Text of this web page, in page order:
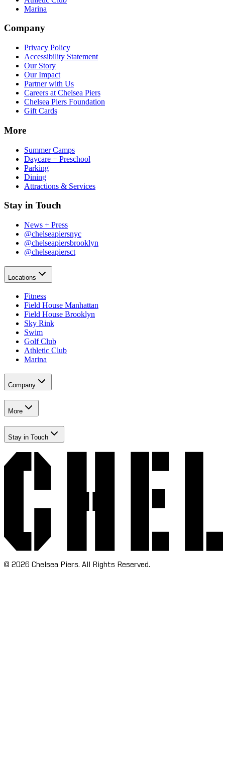
Marina​​​​‌ ‍ ​‍​‍‌‍ ‌ ​‍‌‍‍‌‌‍‌ ‌‍‍‌‌‍ ‍​‍​‍​ ‍‍​‍​‍‌ ​ ‌‍​‌‌‍ ‍‌‍‍‌‌ ‌​‌ ‍‌​‍ ‍‌‍‍‌‌‍ ​‍​‍​‍ ​​‍​‍‌‍‍​‌ ​‍‌‍‌‌‌‍‌‍​‍​‍​ ‍‍​‍​‍‌‍‍​‌ ‌​‌ ‌​‌ ​​‌ ​ ​ ‍‍​‍ ​‍ ‌‍​ ‌‍‍​‌‍‌‌‌‍ ​‌ ​ ‌‍‌‌‌‍​‌‌ ​​‌‍‍‌‌‍‌‌‌ ​‍‌ ​ ​‍ ‍‌ ​ ‌‍​‌‌‍ ‍‌‍‍‌‌ ‌​‌ ‍‌​‍ ‍‌ ​ ‌ ‌​‌ ‌‌‌‍‌​‌‍‍‌‌‍ ​‍ ‌‍‍‌‌‍ ‍‌ ‌​‌‍‌‌‌‍ ‍‌ ‌​​‍ ‌‍‌‌‌‍‌​‌‍‍‌‌ ‌​​‍ ‌‍ ‌‌‍ ‌‍‌​‌‍‌‌​ ‌‌ ​​‌ ​‍‌‍‌‌‌ ​ ‌‍‌‌‌‍ ‍‌ ‌​‌‍​‌‌ ‌​‌‍‍‌‌‍ ‌‍ ‍​ ‍ ‌‍‍‌‌‍‌​​ ‌‌‍‌‍‌‍ ‌‍ ‌ ‌​‌‍‌‌‌ ​‍​ ‍ ‌ ‌​‌ ‍‌‌ ​​‌‍‌‌​ ‌‌‍‌‍‌‍ ‌‍ ‌ ‌​‌‍‌‌‌ ​‍​ ‍ ‌ ​​‌‍​‌‌ ‌​‌‍‍​​ ‌‌‍​ ‌‍ ‌‍ ​‌ ‌‌‌‍ ‌‌‍ ‍‌ ​ ​‍‌‌​ ‌‌‌​​‍‌‌ ‌‍‍ ‌‍‌‌‌ ‍‌​‍‌‌​ ​ ‌​‌​​‍‌‌​ ​ ‌​‌​​‍‌‌​ ​‍​ ​‍‌‍‌‌‌‍​‍​ ​‍​ ‍​‌‍​ ​ ‌‌‌‍​ ‌‍​ ‌‍‌‌‌‍​‍‌‍​‌​ ​‌​‍‌‌​ ​‍​ ​‍​‍‌‌​ ‌‌‌​‌​​‍ ‍‌‍ ​‌‍‍‌‌‍ ‍‌‍‍ ‌ ​ ​‍‌‌​ ‌‌‌​​‍‌‌ ‌‍‍ ‌‍‌‌‌ ‍‌​‍‌‌​ ​ ‌​‌​​‍‌‌​ ​ ‌​‌​​‍‌‌​ ​‍​ ​‍​ ‌‍​ ‌‌​ ‌‍​ ‌‌‌‍‌‌‌‍‌‍‌‍​‌​ ​​​ ‌‍​ ‌‌​ ‌​‌‍‌​​‍‌‌​ ​‍​ ​‍​‍‌‌​ ‌‌‌​‌​​‍ ‍‌‍ ‍‌‍​‌‌‍ ‌‌‍‌‌​ ‌‍​‍‌‍​‌‌ ​ ‌‍‌‌‌‌‌‌‌ ​‍‌‍ ​​ ‌‌‍‍​‌ ‌​‌ ‌​‌ ​​‌ ​ ​‍‌‌​ ​ ‌​​‌​‍‌‌​ ​‍‌​‌‍​‍‌‌​ ​‍‌​‌‍‌‍​ ‌‍‍​‌‍‌‌‌‍ ​‌ ​ ‌‍‌‌‌‍​‌‌ ​​‌‍‍‌‌‍‌‌‌ ​‍‌ ​ ​‍ ‍‌ ​ ‌‍​‌‌‍ ‍‌‍‍‌‌ ‌​‌ ‍‌​‍ ‍‌ ​ ‌ ‌​‌ ‌‌‌‍‌​‌‍‍‌‌‍ ​‍‌‍‌‍‍‌‌‍‌​​ ‌‌‍‌‍‌‍ ‌‍ ‌ ‌​‌‍‌‌‌ ​‍​‍‌‍‌ ‌​‌ ‍‌‌ ​​‌‍‌‌​ ‌‌‍‌‍‌‍ ‌‍ ‌ ‌​‌‍‌‌‌ ​‍​‍‌‍‌ ​​‌‍​‌‌ ‌​‌‍‍​​ ‌‌‍​ ‌‍ ‌‍ ​‌ ‌‌‌‍ ‌‌‍ ‍‌ ​ ​‍‌‌​ ‌‌‌​​‍‌‌ ‌‍‍ ‌‍‌‌‌ ‍‌​‍‌‌​ ​ ‌​‌​​‍‌‌​ ​ ‌​‌​​‍‌‌​ ​‍​ ​‍‌‍‌‌‌‍​‍​ ​‍​ ‍​‌‍​ ​ ‌‌‌‍​ ‌‍​ ‌‍‌‌‌‍​‍‌‍​‌​ ​‌​‍‌‌​ ​‍​ ​‍​‍‌‌​ ‌‌‌​‌​​‍ ‍‌‍ ​‌‍‍‌‌‍ ‍‌‍‍ ‌ ​ ​‍‌‌​ ‌‌‌​​‍‌‌ ‌‍‍ ‌‍‌‌‌ ‍‌​‍‌‌​ ​ ‌​‌​​‍‌‌​ ​ ‌​‌​​‍‌‌​ ​‍​ ​‍​ ‌‍​ ‌‌​ ‌‍​ ‌‌‌‍‌‌‌‍‌‍‌‍​‌​ ​​​ ‌‍​ ‌‌​ ‌​‌‍‌​​‍‌‌​ ​‍​ ​‍​‍‌‌​ ‌‌‌​‌​​‍ ‍‌‍ ‍‌‍​‌‌‍ ‌‌‍‌‌​‍‌‍‌ ​​‌‍‌‌‌ ​‍‌ ​ ‌ ​​‌‍‌‌‌‍​ ‌ ‌​‌‍‍‌‌ ‌‍‌‍‌‌​ ‌‌ ​​‌ ‌‌‌‍​‍‌‍ ​‌‍‍‌‌ ​ ‌‍‍​‌‍‌‌‌‍‌​​‍​‍‌ ‌
Company​​​​‌ ‍ ​‍​‍‌‍ ‌ ​‍‌‍‍‌‌‍‌ ‌‍‍‌‌‍ ‍​‍​‍​ ‍‍​‍​‍‌ ​ ‌‍​‌‌‍ ‍‌‍‍‌‌ ‌​‌ ‍‌​‍ ‍‌‍‍‌‌‍ ​‍​‍​‍ ​​‍​‍‌‍‍​‌ ​‍‌‍‌‌‌‍‌‍​‍​‍​ ‍‍​‍​‍‌‍‍​‌ ‌​‌ ‌​‌ ​​‌ ​ ​ ‍‍​‍ ​‍ ‌‍​ ‌‍‍​‌‍‌‌‌‍ ​‌ ​ ‌‍‌‌‌‍​‌‌ ​​‌‍‍‌‌‍‌‌‌ ​‍‌ ​ ​‍ ‍‌ ​ ‌‍​‌‌‍ ‍‌‍‍‌‌ ‌​‌ ‍‌​‍ ‍‌ ​ ‌ ‌​‌ ‌‌‌‍‌​‌‍‍‌‌‍ ​‍ ‌‍‍‌‌‍ ‍‌ ‌​‌‍‌‌‌‍ ‍‌ ‌​​‍ ‌‍‌‌‌‍‌​‌‍‍‌‌ ‌​​‍ ‌‍ ‌‌‍ ‌‍‌​‌‍‌‌​ ‌‌ ​​‌ ​‍‌‍‌‌‌ ​ ‌‍‌‌‌‍ ‍‌ ‌​‌‍​‌‌ ‌​‌‍‍‌‌‍ ‌‍ ‍​ ‍ ‌‍‍‌‌‍‌​​ ‌‌‍‌‍‌‍ ‌‍ ‌ ‌​‌‍‌‌‌ ​‍​ ‍ ‌ ‌​‌ ‍‌‌ ​​‌‍‌‌​ ‌‌‍‌‍‌‍ ‌‍ ‌ ‌​‌‍‌‌‌ ​‍​ ‍ ‌ ​​‌‍​‌‌ ‌​‌‍‍​​ ‌‌‍​ ‌‍ ‌‍ ​‌ ‌‌‌‍ ‌‌‍ ‍‌ ​ ​‍‌‌​ ‌‌‌​​‍‌‌ ‌‍‍ ‌‍‌‌‌ ‍‌​‍‌‌​ ​ ‌​‌​​‍‌‌​ ​ ‌​‌​​‍‌‌​ ​‍​ ​‍‌‍​ ​ ​ ​ ‌​​ ​​‌‍​ ​ ‌‍‌‍‌​​ ‌​‌‍‌‍‌‍‌‌‌‍‌‌‌‍‌​​‍‌‌​ ​‍​ ​‍​‍‌‌​ ‌‌‌​‌​​‍ ‍‌ ‌​‌‍‍‌‌ ‌​‌‍ ​‌‍‌‌​ ‌‍​‍‌‍​‌‌ ​ ‌‍‌‌‌‌‌‌‌ ​‍‌‍ ​​ ‌‌‍‍​‌ ‌​‌ ‌​‌ ​​‌ ​ ​‍‌‌​ ​ ‌​​‌​‍‌‌​ ​‍‌​‌‍​‍‌‌​ ​‍‌​‌‍‌‍​ ‌‍‍​‌‍‌‌‌‍ ​‌ ​ ‌‍‌‌‌‍​‌‌ ​​‌‍‍‌‌‍‌‌‌ ​‍‌ ​ ​‍ ‍‌ ​ ‌‍​‌‌‍ ‍‌‍‍‌‌ ‌​‌ ‍‌​‍ ‍‌ ​ ‌ ‌​‌ ‌‌‌‍‌​‌‍‍‌‌‍ ​‍‌‍‌‍‍‌‌‍‌​​ ‌‌‍‌‍‌‍ ‌‍ ‌ ‌​‌‍‌‌‌ ​‍​‍‌‍‌ ‌​‌ ‍‌‌ ​​‌‍‌‌​ ‌‌‍‌‍‌‍ ‌‍ ‌ ‌​‌‍‌‌‌ ​‍​‍‌‍‌ ​​‌‍​‌‌ ‌​‌‍‍​​ ‌‌‍​ ‌‍ ‌‍ ​‌ ‌‌‌‍ ‌‌‍ ‍‌ ​ ​‍‌‌​ ‌‌‌​​‍‌‌ ‌‍‍ ‌‍‌‌‌ ‍‌​‍‌‌​ ​ ‌​‌​​‍‌‌​ ​ ‌​‌​​‍‌‌​ ​‍​ ​‍‌‍​ ​ ​ ​ ‌​​ ​​‌‍​ ​ ‌‍‌‍‌​​ ‌​‌‍‌‍‌‍‌‌‌‍‌‌‌‍‌​​‍‌‌​ ​‍​ ​‍​‍‌‌​ ‌‌‌​‌​​‍ ‍‌ ‌​‌‍‍‌‌ ‌​‌‍ ​‌‍‌‌​‍‌‍‌ ​​‌‍‌‌‌ ​‍‌ ​ ‌ ​​‌‍‌‌‌‍​ ‌ ‌​‌‍‍‌‌ ‌‍‌‍‌‌​ ‌‌ ​​‌ ‌‌‌‍​‍‌‍ ​‌‍‍‌‌ ​ ‌‍‍​‌‍‌‌‌‍‌​​‍​‍‌ ‌
Privacy Policy​​​​‌ ‍ ​‍​‍‌‍ ‌ ​‍‌‍‍‌‌‍‌ ‌‍‍‌‌‍ ‍​‍​‍​ ‍‍​‍​‍‌ ​ ‌‍​‌‌‍ ‍‌‍‍‌‌ ‌​‌ ‍‌​‍ ‍‌‍‍‌‌‍ ​‍​‍​‍ ​​‍​‍‌‍‍​‌ ​‍‌‍‌‌‌‍‌‍​‍​‍​ ‍‍​‍​‍‌‍‍​‌ ‌​‌ ‌​‌ ​​‌ ​ ​ ‍‍​‍ ​‍ ‌‍​ ‌‍‍​‌‍‌‌‌‍ ​‌ ​ ‌‍‌‌‌‍​‌‌ ​​‌‍‍‌‌‍‌‌‌ ​‍‌ ​ ​‍ ‍‌ ​ ‌‍​‌‌‍ ‍‌‍‍‌‌ ‌​‌ ‍‌​‍ ‍‌ ​ ‌ ‌​‌ ‌‌‌‍‌​‌‍‍‌‌‍ ​‍ ‌‍‍‌‌‍ ‍‌ ‌​‌‍‌‌‌‍ ‍‌ ‌​​‍ ‌‍‌‌‌‍‌​‌‍‍‌‌ ‌​​‍ ‌‍ ‌‌‍ ‌‍‌​‌‍‌‌​ ‌‌ ​​‌ ​‍‌‍‌‌‌ ​ ‌‍‌‌‌‍ ‍‌ ‌​‌‍​‌‌ ‌​‌‍‍‌‌‍ ‌‍ ‍​ ‍ ‌‍‍‌‌‍‌​​ ‌‌‍‌‍‌‍ ‌‍ ‌ ‌​‌‍‌‌‌ ​‍​ ‍ ‌ ‌​‌ ‍‌‌ ​​‌‍‌‌​ ‌‌‍‌‍‌‍ ‌‍ ‌ ‌​‌‍‌‌‌ ​‍​ ‍ ‌ ​​‌‍​‌‌ ‌​‌‍‍​​ ‌‌‍​ ‌‍ ‌‍ ​‌ ‌‌‌‍ ‌‌‍ ‍‌ ​ ​‍‌‌​ ‌‌‌​​‍‌‌ ‌‍‍ ‌‍‌‌‌ ‍‌​‍‌‌​ ​ ‌​‌​​‍‌‌​ ​ ‌​‌​​‍‌‌​ ​‍​ ​‍‌‍​ ​ ​ ​ ‌​​ ​​‌‍​ ​ ‌‍‌‍‌​​ ‌​‌‍‌‍‌‍‌‌‌‍‌‌‌‍‌​​‍‌‌​ ​‍​ ​‍​‍‌‌​ ‌‌‌​‌​​‍ ‍‌‍ ​‌‍‍‌‌‍ ‍‌‍‍ ‌ ​ ​‍‌‌​ ‌‌‌​​‍‌‌ ‌‍‍ ‌‍‌‌‌ ‍‌​‍‌‌​ ​ ‌​‌​​‍‌‌​ ​ ‌​‌​​‍‌‌​ ​‍​ ​‍​ ​​​ ‍‌‌‍‌‌​ ‍​​ ‍‌​ ​‍‌‍​‍‌‍​‍​ ​‍​ ‍​‌‍​‌​ ​​​‍‌‌​ ​‍​ ​‍​‍‌‌​ ‌‌‌​‌​​‍ ‍‌‍ ‍‌‍​‌‌‍ ‌‌‍‌‌​ ‌‍​‍‌‍​‌‌ ​ ‌‍‌‌‌‌‌‌‌ ​‍‌‍ ​​ ‌‌‍‍​‌ ‌​‌ ‌​‌ ​​‌ ​ ​‍‌‌​ ​ ‌​​‌​‍‌‌​ ​‍‌​‌‍​‍‌‌​ ​‍‌​‌‍‌‍​ ‌‍‍​‌‍‌‌‌‍ ​‌ ​ ‌‍‌‌‌‍​‌‌ ​​‌‍‍‌‌‍‌‌‌ ​‍‌ ​ ​‍ ‍‌ ​ ‌‍​‌‌‍ ‍‌‍‍‌‌ ‌​‌ ‍‌​‍ ‍‌ ​ ‌ ‌​‌ ‌‌‌‍‌​‌‍‍‌‌‍ ​‍‌‍‌‍‍‌‌‍‌​​ ‌‌‍‌‍‌‍ ‌‍ ‌ ‌​‌‍‌‌‌ ​‍​‍‌‍‌ ‌​‌ ‍‌‌ ​​‌‍‌‌​ ‌‌‍‌‍‌‍ ‌‍ ‌ ‌​‌‍‌‌‌ ​‍​‍‌‍‌ ​​‌‍​‌‌ ‌​‌‍‍​​ ‌‌‍​ ‌‍ ‌‍ ​‌ ‌‌‌‍ ‌‌‍ ‍‌ ​ ​‍‌‌​ ‌‌‌​​‍‌‌ ‌‍‍ ‌‍‌‌‌ ‍‌​‍‌‌​ ​ ‌​‌​​‍‌‌​ ​ ‌​‌​​‍‌‌​ ​‍​ ​‍‌‍​ ​ ​ ​ ‌​​ ​​‌‍​ ​ ‌‍‌‍‌​​ ‌​‌‍‌‍‌‍‌‌‌‍‌‌‌‍‌​​‍‌‌​ ​‍​ ​‍​‍‌‌​ ‌‌‌​‌​​‍ ‍‌‍ ​‌‍‍‌‌‍ ‍‌‍‍ ‌ ​ ​‍‌‌​ ‌‌‌​​‍‌‌ ‌‍‍ ‌‍‌‌‌ ‍‌​‍‌‌​ ​ ‌​‌​​‍‌‌​ ​ ‌​‌​​‍‌‌​ ​‍​ ​‍​ ​​​ ‍‌‌‍‌‌​ ‍​​ ‍‌​ ​‍‌‍​‍‌‍​‍​ ​‍​ ‍​‌‍​‌​ ​​​‍‌‌​ ​‍​ ​‍​‍‌‌​ ‌‌‌​‌​​‍ ‍‌‍ ‍‌‍​‌‌‍ ‌‌‍‌‌​‍‌‍‌ ​​‌‍‌‌‌ ​‍‌ ​ ‌ ​​‌‍‌‌‌‍​ ‌ ‌​‌‍‍‌‌ ‌‍‌‍‌‌​ ‌‌ ​​‌ ‌‌‌‍​‍‌‍ ​‌‍‍‌‌ ​ ‌‍‍​‌‍‌‌‌‍‌​​‍​‍‌ ‌
Accessibility Statement​​​​‌ ‍ ​‍​‍‌‍ ‌ ​‍‌‍‍‌‌‍‌ ‌‍‍‌‌‍ ‍​‍​‍​ ‍‍​‍​‍‌ ​ ‌‍​‌‌‍ ‍‌‍‍‌‌ ‌​‌ ‍‌​‍ ‍‌‍‍‌‌‍ ​‍​‍​‍ ​​‍​‍‌‍‍​‌ ​‍‌‍‌‌‌‍‌‍​‍​‍​ ‍‍​‍​‍‌‍‍​‌ ‌​‌ ‌​‌ ​​‌ ​ ​ ‍‍​‍ ​‍ ‌‍​ ‌‍‍​‌‍‌‌‌‍ ​‌ ​ ‌‍‌‌‌‍​‌‌ ​​‌‍‍‌‌‍‌‌‌ ​‍‌ ​ ​‍ ‍‌ ​ ‌‍​‌‌‍ ‍‌‍‍‌‌ ‌​‌ ‍‌​‍ ‍‌ ​ ‌ ‌​‌ ‌‌‌‍‌​‌‍‍‌‌‍ ​‍ ‌‍‍‌‌‍ ‍‌ ‌​‌‍‌‌‌‍ ‍‌ ‌​​‍ ‌‍‌‌‌‍‌​‌‍‍‌‌ ‌​​‍ ‌‍ ‌‌‍ ‌‍‌​‌‍‌‌​ ‌‌ ​​‌ ​‍‌‍‌‌‌ ​ ‌‍‌‌‌‍ ‍‌ ‌​‌‍​‌‌ ‌​‌‍‍‌‌‍ ‌‍ ‍​ ‍ ‌‍‍‌‌‍‌​​ ‌‌‍‌‍‌‍ ‌‍ ‌ ‌​‌‍‌‌‌ ​‍​ ‍ ‌ ‌​‌ ‍‌‌ ​​‌‍‌‌​ ‌‌‍‌‍‌‍ ‌‍ ‌ ‌​‌‍‌‌‌ ​‍​ ‍ ‌ ​​‌‍​‌‌ ‌​‌‍‍​​ ‌‌‍​ ‌‍ ‌‍ ​‌ ‌‌‌‍ ‌‌‍ ‍‌ ​ ​‍‌‌​ ‌‌‌​​‍‌‌ ‌‍‍ ‌‍‌‌‌ ‍‌​‍‌‌​ ​ ‌​‌​​‍‌‌​ ​ ‌​‌​​‍‌‌​ ​‍​ ​‍‌‍​ ​ ​ ​ ‌​​ ​​‌‍​ ​ ‌‍‌‍‌​​ ‌​‌‍‌‍‌‍‌‌‌‍‌‌‌‍‌​​‍‌‌​ ​‍​ ​‍​‍‌‌​ ‌‌‌​‌​​‍ ‍‌‍ ​‌‍‍‌‌‍ ‍‌‍‍ ‌ ​ ​‍‌‌​ ‌‌‌​​‍‌‌ ‌‍‍ ‌‍‌‌‌ ‍‌​‍‌‌​ ​ ‌​‌​​‍‌‌​ ​ ‌​‌​​‍‌‌​ ​‍​ ​‍​ ​ ​ ‌‍​ ‌ ​ ​ ‌‍​‌​ ‌‍​ ‌ ​ ‍‌​ ​‌​ ‌‍‌‍‌​​ ​​​‍‌‌​ ​‍​ ​‍​‍‌‌​ ‌‌‌​‌​​‍ ‍‌‍ ‍‌‍​‌‌‍ ‌‌‍‌‌​ ‌‍​‍‌‍​‌‌ ​ ‌‍‌‌‌‌‌‌‌ ​‍‌‍ ​​ ‌‌‍‍​‌ ‌​‌ ‌​‌ ​​‌ ​ ​‍‌‌​ ​ ‌​​‌​‍‌‌​ ​‍‌​‌‍​‍‌‌​ ​‍‌​‌‍‌‍​ ‌‍‍​‌‍‌‌‌‍ ​‌ ​ ‌‍‌‌‌‍​‌‌ ​​‌‍‍‌‌‍‌‌‌ ​‍‌ ​ ​‍ ‍‌ ​ ‌‍​‌‌‍ ‍‌‍‍‌‌ ‌​‌ ‍‌​‍ ‍‌ ​ ‌ ‌​‌ ‌‌‌‍‌​‌‍‍‌‌‍ ​‍‌‍‌‍‍‌‌‍‌​​ ‌‌‍‌‍‌‍ ‌‍ ‌ ‌​‌‍‌‌‌ ​‍​‍‌‍‌ ‌​‌ ‍‌‌ ​​‌‍‌‌​ ‌‌‍‌‍‌‍ ‌‍ ‌ ‌​‌‍‌‌‌ ​‍​‍‌‍‌ ​​‌‍​‌‌ ‌​‌‍‍​​ ‌‌‍​ ‌‍ ‌‍ ​‌ ‌‌‌‍ ‌‌‍ ‍‌ ​ ​‍‌‌​ ‌‌‌​​‍‌‌ ‌‍‍ ‌‍‌‌‌ ‍‌​‍‌‌​ ​ ‌​‌​​‍‌‌​ ​ ‌​‌​​‍‌‌​ ​‍​ ​‍‌‍​ ​ ​ ​ ‌​​ ​​‌‍​ ​ ‌‍‌‍‌​​ ‌​‌‍‌‍‌‍‌‌‌‍‌‌‌‍‌​​‍‌‌​ ​‍​ ​‍​‍‌‌​ ‌‌‌​‌​​‍ ‍‌‍ ​‌‍‍‌‌‍ ‍‌‍‍ ‌ ​ ​‍‌‌​ ‌‌‌​​‍‌‌ ‌‍‍ ‌‍‌‌‌ ‍‌​‍‌‌​ ​ ‌​‌​​‍‌‌​ ​ ‌​‌​​‍‌‌​ ​‍​ ​‍​ ​ ​ ‌‍​ ‌ ​ ​ ‌‍​‌​ ‌‍​ ‌ ​ ‍‌​ ​‌​ ‌‍‌‍‌​​ ​​​‍‌‌​ ​‍​ ​‍​‍‌‌​ ‌‌‌​‌​​‍ ‍‌‍ ‍‌‍​‌‌‍ ‌‌‍‌‌​‍‌‍‌ ​​‌‍‌‌‌ ​‍‌ ​ ‌ ​​‌‍‌‌‌‍​ ‌ ‌​‌‍‍‌‌ ‌‍‌‍‌‌​ ‌‌ ​​‌ ‌‌‌‍​‍‌‍ ​‌‍‍‌‌ ​ ‌‍‍​‌‍‌‌‌‍‌​​‍​‍‌ ‌
Our Story​​​​‌ ‍ ​‍​‍‌‍ ‌ ​‍‌‍‍‌‌‍‌ ‌‍‍‌‌‍ ‍​‍​‍​ ‍‍​‍​‍‌ ​ ‌‍​‌‌‍ ‍‌‍‍‌‌ ‌​‌ ‍‌​‍ ‍‌‍‍‌‌‍ ​‍​‍​‍ ​​‍​‍‌‍‍​‌ ​‍‌‍‌‌‌‍‌‍​‍​‍​ ‍‍​‍​‍‌‍‍​‌ ‌​‌ ‌​‌ ​​‌ ​ ​ ‍‍​‍ ​‍ ‌‍​ ‌‍‍​‌‍‌‌‌‍ ​‌ ​ ‌‍‌‌‌‍​‌‌ ​​‌‍‍‌‌‍‌‌‌ ​‍‌ ​ ​‍ ‍‌ ​ ‌‍​‌‌‍ ‍‌‍‍‌‌ ‌​‌ ‍‌​‍ ‍‌ ​ ‌ ‌​‌ ‌‌‌‍‌​‌‍‍‌‌‍ ​‍ ‌‍‍‌‌‍ ‍‌ ‌​‌‍‌‌‌‍ ‍‌ ‌​​‍ ‌‍‌‌‌‍‌​‌‍‍‌‌ ‌​​‍ ‌‍ ‌‌‍ ‌‍‌​‌‍‌‌​ ‌‌ ​​‌ ​‍‌‍‌‌‌ ​ ‌‍‌‌‌‍ ‍‌ ‌​‌‍​‌‌ ‌​‌‍‍‌‌‍ ‌‍ ‍​ ‍ ‌‍‍‌‌‍‌​​ ‌‌‍‌‍‌‍ ‌‍ ‌ ‌​‌‍‌‌‌ ​‍​ ‍ ‌ ‌​‌ ‍‌‌ ​​‌‍‌‌​ ‌‌‍‌‍‌‍ ‌‍ ‌ ‌​‌‍‌‌‌ ​‍​ ‍ ‌ ​​‌‍​‌‌ ‌​‌‍‍​​ ‌‌‍​ ‌‍ ‌‍ ​‌ ‌‌‌‍ ‌‌‍ ‍‌ ​ ​‍‌‌​ ‌‌‌​​‍‌‌ ‌‍‍ ‌‍‌‌‌ ‍‌​‍‌‌​ ​ ‌​‌​​‍‌‌​ ​ ‌​‌​​‍‌‌​ ​‍​ ​‍‌‍​ ​ ​ ​ ‌​​ ​​‌‍​ ​ ‌‍‌‍‌​​ ‌​‌‍‌‍‌‍‌‌‌‍‌‌‌‍‌​​‍‌‌​ ​‍​ ​‍​‍‌‌​ ‌‌‌​‌​​‍ ‍‌‍ ​‌‍‍‌‌‍ ‍‌‍‍ ‌ ​ ​‍‌‌​ ‌‌‌​​‍‌‌ ‌‍‍ ‌‍‌‌‌ ‍‌​‍‌‌​ ​ ‌​‌​​‍‌‌​ ​ ‌​‌​​‍‌‌​ ​‍​ ​‍‌‍‌‍​ ​ ​ ‌‌‌‍‌​‌‍​ ​ ​​​ ​ ​ ‌‍​ ‌‍​ ​ ‌‍​‍​ ​‍​‍‌‌​ ​‍​ ​‍​‍‌‌​ ‌‌‌​‌​​‍ ‍‌‍ ‍‌‍​‌‌‍ ‌‌‍‌‌​ ‌‍​‍‌‍​‌‌ ​ ‌‍‌‌‌‌‌‌‌ ​‍‌‍ ​​ ‌‌‍‍​‌ ‌​‌ ‌​‌ ​​‌ ​ ​‍‌‌​ ​ ‌​​‌​‍‌‌​ ​‍‌​‌‍​‍‌‌​ ​‍‌​‌‍‌‍​ ‌‍‍​‌‍‌‌‌‍ ​‌ ​ ‌‍‌‌‌‍​‌‌ ​​‌‍‍‌‌‍‌‌‌ ​‍‌ ​ ​‍ ‍‌ ​ ‌‍​‌‌‍ ‍‌‍‍‌‌ ‌​‌ ‍‌​‍ ‍‌ ​ ‌ ‌​‌ ‌‌‌‍‌​‌‍‍‌‌‍ ​‍‌‍‌‍‍‌‌‍‌​​ ‌‌‍‌‍‌‍ ‌‍ ‌ ‌​‌‍‌‌‌ ​‍​‍‌‍‌ ‌​‌ ‍‌‌ ​​‌‍‌‌​ ‌‌‍‌‍‌‍ ‌‍ ‌ ‌​‌‍‌‌‌ ​‍​‍‌‍‌ ​​‌‍​‌‌ ‌​‌‍‍​​ ‌‌‍​ ‌‍ ‌‍ ​‌ ‌‌‌‍ ‌‌‍ ‍‌ ​ ​‍‌‌​ ‌‌‌​​‍‌‌ ‌‍‍ ‌‍‌‌‌ ‍‌​‍‌‌​ ​ ‌​‌​​‍‌‌​ ​ ‌​‌​​‍‌‌​ ​‍​ ​‍‌‍​ ​ ​ ​ ‌​​ ​​‌‍​ ​ ‌‍‌‍‌​​ ‌​‌‍‌‍‌‍‌‌‌‍‌‌‌‍‌​​‍‌‌​ ​‍​ ​‍​‍‌‌​ ‌‌‌​‌​​‍ ‍‌‍ ​‌‍‍‌‌‍ ‍‌‍‍ ‌ ​ ​‍‌‌​ ‌‌‌​​‍‌‌ ‌‍‍ ‌‍‌‌‌ ‍‌​‍‌‌​ ​ ‌​‌​​‍‌‌​ ​ ‌​‌​​‍‌‌​ ​‍​ ​‍‌‍‌‍​ ​ ​ ‌‌‌‍‌​‌‍​ ​ ​​​ ​ ​ ‌‍​ ‌‍​ ​ ‌‍​‍​ ​‍​‍‌‌​ ​‍​ ​‍​‍‌‌​ ‌‌‌​‌​​‍ ‍‌‍ ‍‌‍​‌‌‍ ‌‌‍‌‌​‍‌‍‌ ​​‌‍‌‌‌ ​‍‌ ​ ‌ ​​‌‍‌‌‌‍​ ‌ ‌​‌‍‍‌‌ ‌‍‌‍‌‌​ ‌‌ ​​‌ ‌‌‌‍​‍‌‍ ​‌‍‍‌‌ ​ ‌‍‍​‌‍‌‌‌‍‌​​‍​‍‌ ‌
Our Impact​​​​‌ ‍ ​‍​‍‌‍ ‌ ​‍‌‍‍‌‌‍‌ ‌‍‍‌‌‍ ‍​‍​‍​ ‍‍​‍​‍‌ ​ ‌‍​‌‌‍ ‍‌‍‍‌‌ ‌​‌ ‍‌​‍ ‍‌‍‍‌‌‍ ​‍​‍​‍ ​​‍​‍‌‍‍​‌ ​‍‌‍‌‌‌‍‌‍​‍​‍​ ‍‍​‍​‍‌‍‍​‌ ‌​‌ ‌​‌ ​​‌ ​ ​ ‍‍​‍ ​‍ ‌‍​ ‌‍‍​‌‍‌‌‌‍ ​‌ ​ ‌‍‌‌‌‍​‌‌ ​​‌‍‍‌‌‍‌‌‌ ​‍‌ ​ ​‍ ‍‌ ​ ‌‍​‌‌‍ ‍‌‍‍‌‌ ‌​‌ ‍‌​‍ ‍‌ ​ ‌ ‌​‌ ‌‌‌‍‌​‌‍‍‌‌‍ ​‍ ‌‍‍‌‌‍ ‍‌ ‌​‌‍‌‌‌‍ ‍‌ ‌​​‍ ‌‍‌‌‌‍‌​‌‍‍‌‌ ‌​​‍ ‌‍ ‌‌‍ ‌‍‌​‌‍‌‌​ ‌‌ ​​‌ ​‍‌‍‌‌‌ ​ ‌‍‌‌‌‍ ‍‌ ‌​‌‍​‌‌ ‌​‌‍‍‌‌‍ ‌‍ ‍​ ‍ ‌‍‍‌‌‍‌​​ ‌‌‍‌‍‌‍ ‌‍ ‌ ‌​‌‍‌‌‌ ​‍​ ‍ ‌ ‌​‌ ‍‌‌ ​​‌‍‌‌​ ‌‌‍‌‍‌‍ ‌‍ ‌ ‌​‌‍‌‌‌ ​‍​ ‍ ‌ ​​‌‍​‌‌ ‌​‌‍‍​​ ‌‌‍​ ‌‍ ‌‍ ​‌ ‌‌‌‍ ‌‌‍ ‍‌ ​ ​‍‌‌​ ‌‌‌​​‍‌‌ ‌‍‍ ‌‍‌‌‌ ‍‌​‍‌‌​ ​ ‌​‌​​‍‌‌​ ​ ‌​‌​​‍‌‌​ ​‍​ ​‍‌‍​ ​ ​ ​ ‌​​ ​​‌‍​ ​ ‌‍‌‍‌​​ ‌​‌‍‌‍‌‍‌‌‌‍‌‌‌‍‌​​‍‌‌​ ​‍​ ​‍​‍‌‌​ ‌‌‌​‌​​‍ ‍‌‍ ​‌‍‍‌‌‍ ‍‌‍‍ ‌ ​ ​‍‌‌​ ‌‌‌​​‍‌‌ ‌‍‍ ‌‍‌‌‌ ‍‌​‍‌‌​ ​ ‌​‌​​‍‌‌​ ​ ‌​‌​​‍‌‌​ ​‍​ ​‍‌‍‌‍​ ‍‌​ ​ ‌‍​‌​ ‌​​ ​‌‌‍​‌​ ​​‌‍‌‌​ ‌‍‌‍‌​​ ‌ ​‍‌‌​ ​‍​ ​‍​‍‌‌​ ‌‌‌​‌​​‍ ‍‌‍ ‍‌‍​‌‌‍ ‌‌‍‌‌​ ‌‍​‍‌‍​‌‌ ​ ‌‍‌‌‌‌‌‌‌ ​‍‌‍ ​​ ‌‌‍‍​‌ ‌​‌ ‌​‌ ​​‌ ​ ​‍‌‌​ ​ ‌​​‌​‍‌‌​ ​‍‌​‌‍​‍‌‌​ ​‍‌​‌‍‌‍​ ‌‍‍​‌‍‌‌‌‍ ​‌ ​ ‌‍‌‌‌‍​‌‌ ​​‌‍‍‌‌‍‌‌‌ ​‍‌ ​ ​‍ ‍‌ ​ ‌‍​‌‌‍ ‍‌‍‍‌‌ ‌​‌ ‍‌​‍ ‍‌ ​ ‌ ‌​‌ ‌‌‌‍‌​‌‍‍‌‌‍ ​‍‌‍‌‍‍‌‌‍‌​​ ‌‌‍‌‍‌‍ ‌‍ ‌ ‌​‌‍‌‌‌ ​‍​‍‌‍‌ ‌​‌ ‍‌‌ ​​‌‍‌‌​ ‌‌‍‌‍‌‍ ‌‍ ‌ ‌​‌‍‌‌‌ ​‍​‍‌‍‌ ​​‌‍​‌‌ ‌​‌‍‍​​ ‌‌‍​ ‌‍ ‌‍ ​‌ ‌‌‌‍ ‌‌‍ ‍‌ ​ ​‍‌‌​ ‌‌‌​​‍‌‌ ‌‍‍ ‌‍‌‌‌ ‍‌​‍‌‌​ ​ ‌​‌​​‍‌‌​ ​ ‌​‌​​‍‌‌​ ​‍​ ​‍‌‍​ ​ ​ ​ ‌​​ ​​‌‍​ ​ ‌‍‌‍‌​​ ‌​‌‍‌‍‌‍‌‌‌‍‌‌‌‍‌​​‍‌‌​ ​‍​ ​‍​‍‌‌​ ‌‌‌​‌​​‍ ‍‌‍ ​‌‍‍‌‌‍ ‍‌‍‍ ‌ ​ ​‍‌‌​ ‌‌‌​​‍‌‌ ‌‍‍ ‌‍‌‌‌ ‍‌​‍‌‌​ ​ ‌​‌​​‍‌‌​ ​ ‌​‌​​‍‌‌​ ​‍​ ​‍‌‍‌‍​ ‍‌​ ​ ‌‍​‌​ ‌​​ ​‌‌‍​‌​ ​​‌‍‌‌​ ‌‍‌‍‌​​ ‌ ​‍‌‌​ ​‍​ ​‍​‍‌‌​ ‌‌‌​‌​​‍ ‍‌‍ ‍‌‍​‌‌‍ ‌‌‍‌‌​‍‌‍‌ ​​‌‍‌‌‌ ​‍‌ ​ ‌ ​​‌‍‌‌‌‍​ ‌ ‌​‌‍‍‌‌ ‌‍‌‍‌‌​ ‌‌ ​​‌ ‌‌‌‍​‍‌‍ ​‌‍‍‌‌ ​ ‌‍‍​‌‍‌‌‌‍‌​​‍​‍‌ ‌
Partner with Us​​​​‌ ‍ ​‍​‍‌‍ ‌ ​‍‌‍‍‌‌‍‌ ‌‍‍‌‌‍ ‍​‍​‍​ ‍‍​‍​‍‌ ​ ‌‍​‌‌‍ ‍‌‍‍‌‌ ‌​‌ ‍‌​‍ ‍‌‍‍‌‌‍ ​‍​‍​‍ ​​‍​‍‌‍‍​‌ ​‍‌‍‌‌‌‍‌‍​‍​‍​ ‍‍​‍​‍‌‍‍​‌ ‌​‌ ‌​‌ ​​‌ ​ ​ ‍‍​‍ ​‍ ‌‍​ ‌‍‍​‌‍‌‌‌‍ ​‌ ​ ‌‍‌‌‌‍​‌‌ ​​‌‍‍‌‌‍‌‌‌ ​‍‌ ​ ​‍ ‍‌ ​ ‌‍​‌‌‍ ‍‌‍‍‌‌ ‌​‌ ‍‌​‍ ‍‌ ​ ‌ ‌​‌ ‌‌‌‍‌​‌‍‍‌‌‍ ​‍ ‌‍‍‌‌‍ ‍‌ ‌​‌‍‌‌‌‍ ‍‌ ‌​​‍ ‌‍‌‌‌‍‌​‌‍‍‌‌ ‌​​‍ ‌‍ ‌‌‍ ‌‍‌​‌‍‌‌​ ‌‌ ​​‌ ​‍‌‍‌‌‌ ​ ‌‍‌‌‌‍ ‍‌ ‌​‌‍​‌‌ ‌​‌‍‍‌‌‍ ‌‍ ‍​ ‍ ‌‍‍‌‌‍‌​​ ‌‌‍‌‍‌‍ ‌‍ ‌ ‌​‌‍‌‌‌ ​‍​ ‍ ‌ ‌​‌ ‍‌‌ ​​‌‍‌‌​ ‌‌‍‌‍‌‍ ‌‍ ‌ ‌​‌‍‌‌‌ ​‍​ ‍ ‌ ​​‌‍​‌‌ ‌​‌‍‍​​ ‌‌‍​ ‌‍ ‌‍ ​‌ ‌‌‌‍ ‌‌‍ ‍‌ ​ ​‍‌‌​ ‌‌‌​​‍‌‌ ‌‍‍ ‌‍‌‌‌ ‍‌​‍‌‌​ ​ ‌​‌​​‍‌‌​ ​ ‌​‌​​‍‌‌​ ​‍​ ​‍‌‍​ ​ ​ ​ ‌​​ ​​‌‍​ ​ ‌‍‌‍‌​​ ‌​‌‍‌‍‌‍‌‌‌‍‌‌‌‍‌​​‍‌‌​ ​‍​ ​‍​‍‌‌​ ‌‌‌​‌​​‍ ‍‌‍ ​‌‍‍‌‌‍ ‍‌‍‍ ‌ ​ ​‍‌‌​ ‌‌‌​​‍‌‌ ‌‍‍ ‌‍‌‌‌ ‍‌​‍‌‌​ ​ ‌​‌​​‍‌‌​ ​ ‌​‌​​‍‌‌​ ​‍​ ​‍‌‍‌‌‌‍‌‌​ ​‌‌‍​ ‌‍​ ​ ​​‌‍‌​‌‍‌‌‌‍​‍‌‍​‌​ ‍​‌‍‌‌‌‍​‍‌‍​‍‌‍‌‍​ ‍​‌‍‌‍‌‍‌​​ ​‌‌‍‌‌​ ​​​ ​ ​ ​​​ ‌‌​ ‍‌​ ​ ​ ‍‌​ ‌ ‌‍​‌​ ‍‌‌‍‌​​ ​​​‍‌‌​ ​‍​ ​‍​‍‌‌​ ‌‌‌​‌​​‍ ‍‌‍ ‍‌‍​‌‌‍ ‌‌‍‌‌​ ‌‍​‍‌‍​‌‌ ​ ‌‍‌‌‌‌‌‌‌ ​‍‌‍ ​​ ‌‌‍‍​‌ ‌​‌ ‌​‌ ​​‌ ​ ​‍‌‌​ ​ ‌​​‌​‍‌‌​ ​‍‌​‌‍​‍‌‌​ ​‍‌​‌‍‌‍​ ‌‍‍​‌‍‌‌‌‍ ​‌ ​ ‌‍‌‌‌‍​‌‌ ​​‌‍‍‌‌‍‌‌‌ ​‍‌ ​ ​‍ ‍‌ ​ ‌‍​‌‌‍ ‍‌‍‍‌‌ ‌​‌ ‍‌​‍ ‍‌ ​ ‌ ‌​‌ ‌‌‌‍‌​‌‍‍‌‌‍ ​‍‌‍‌‍‍‌‌‍‌​​ ‌‌‍‌‍‌‍ ‌‍ ‌ ‌​‌‍‌‌‌ ​‍​‍‌‍‌ ‌​‌ ‍‌‌ ​​‌‍‌‌​ ‌‌‍‌‍‌‍ ‌‍ ‌ ‌​‌‍‌‌‌ ​‍​‍‌‍‌ ​​‌‍​‌‌ ‌​‌‍‍​​ ‌‌‍​ ‌‍ ‌‍ ​‌ ‌‌‌‍ ‌‌‍ ‍‌ ​ ​‍‌‌​ ‌‌‌​​‍‌‌ ‌‍‍ ‌‍‌‌‌ ‍‌​‍‌‌​ ​ ‌​‌​​‍‌‌​ ​ ‌​‌​​‍‌‌​ ​‍​ ​‍‌‍​ ​ ​ ​ ‌​​ ​​‌‍​ ​ ‌‍‌‍‌​​ ‌​‌‍‌‍‌‍‌‌‌‍‌‌‌‍‌​​‍‌‌​ ​‍​ ​‍​‍‌‌​ ‌‌‌​‌​​‍ ‍‌‍ ​‌‍‍‌‌‍ ‍‌‍‍ ‌ ​ ​‍‌‌​ ‌‌‌​​‍‌‌ ‌‍‍ ‌‍‌‌‌ ‍‌​‍‌‌​ ​ ‌​‌​​‍‌‌​ ​ ‌​‌​​‍‌‌​ ​‍​ ​‍‌‍‌‌‌‍‌‌​ ​‌‌‍​ ‌‍​ ​ ​​‌‍‌​‌‍‌‌‌‍​‍‌‍​‌​ ‍​‌‍‌‌‌‍​‍‌‍​‍‌‍‌‍​ ‍​‌‍‌‍‌‍‌​​ ​‌‌‍‌‌​ ​​​ ​ ​ ​​​ ‌‌​ ‍‌​ ​ ​ ‍‌​ ‌ ‌‍​‌​ ‍‌‌‍‌​​ ​​​‍‌‌​ ​‍​ ​‍​‍‌‌​ ‌‌‌​‌​​‍ ‍‌‍ ‍‌‍​‌‌‍ ‌‌‍‌‌​‍‌‍‌ ​​‌‍‌‌‌ ​‍‌ ​ ‌ ​​‌‍‌‌‌‍​ ‌ ‌​‌‍‍‌‌ ‌‍‌‍‌‌​ ‌‌ ​​‌ ‌‌‌‍​‍‌‍ ​‌‍‍‌‌ ​ ‌‍‍​‌‍‌‌‌‍‌​​‍​‍‌ ‌
Careers at Chelsea Piers​​​​‌ ‍ ​‍​‍‌‍ ‌ ​‍‌‍‍‌‌‍‌ ‌‍‍‌‌‍ ‍​‍​‍​ ‍‍​‍​‍‌ ​ ‌‍​‌‌‍ ‍‌‍‍‌‌ ‌​‌ ‍‌​‍ ‍‌‍‍‌‌‍ ​‍​‍​‍ ​​‍​‍‌‍‍​‌ ​‍‌‍‌‌‌‍‌‍​‍​‍​ ‍‍​‍​‍‌‍‍​‌ ‌​‌ ‌​‌ ​​‌ ​ ​ ‍‍​‍ ​‍ ‌‍​ ‌‍‍​‌‍‌‌‌‍ ​‌ ​ ‌‍‌‌‌‍​‌‌ ​​‌‍‍‌‌‍‌‌‌ ​‍‌ ​ ​‍ ‍‌ ​ ‌‍​‌‌‍ ‍‌‍‍‌‌ ‌​‌ ‍‌​‍ ‍‌ ​ ‌ ‌​‌ ‌‌‌‍‌​‌‍‍‌‌‍ ​‍ ‌‍‍‌‌‍ ‍‌ ‌​‌‍‌‌‌‍ ‍‌ ‌​​‍ ‌‍‌‌‌‍‌​‌‍‍‌‌ ‌​​‍ ‌‍ ‌‌‍ ‌‍‌​‌‍‌‌​ ‌‌ ​​‌ ​‍‌‍‌‌‌ ​ ‌‍‌‌‌‍ ‍‌ ‌​‌‍​‌‌ ‌​‌‍‍‌‌‍ ‌‍ ‍​ ‍ ‌‍‍‌‌‍‌​​ ‌‌‍‌‍‌‍ ‌‍ ‌ ‌​‌‍‌‌‌ ​‍​ ‍ ‌ ‌​‌ ‍‌‌ ​​‌‍‌‌​ ‌‌‍‌‍‌‍ ‌‍ ‌ ‌​‌‍‌‌‌ ​‍​ ‍ ‌ ​​‌‍​‌‌ ‌​‌‍‍​​ ‌‌‍​ ‌‍ ‌‍ ​‌ ‌‌‌‍ ‌‌‍ ‍‌ ​ ​‍‌‌​ ‌‌‌​​‍‌‌ ‌‍‍ ‌‍‌‌‌ ‍‌​‍‌‌​ ​ ‌​‌​​‍‌‌​ ​ ‌​‌​​‍‌‌​ ​‍​ ​‍‌‍​ ​ ​ ​ ‌​​ ​​‌‍​ ​ ‌‍‌‍‌​​ ‌​‌‍‌‍‌‍‌‌‌‍‌‌‌‍‌​​‍‌‌​ ​‍​ ​‍​‍‌‌​ ‌‌‌​‌​​‍ ‍‌‍ ​‌‍‍‌‌‍ ‍‌‍‍ ‌ ​ ​‍‌‌​ ‌‌‌​​‍‌‌ ‌‍‍ ‌‍‌‌‌ ‍‌​‍‌‌​ ​ ‌​‌​​‍‌‌​ ​ ‌​‌​​‍‌‌​ ​‍​ ​‍​ ‌​​ ‍‌​ ​ ​ ‍​‌‍‌‌​ ​​​ ‍​​ ‌‍‌‍​‌​ ​ ‌‍​‍‌‍​ ​‍‌‌​ ​‍​ ​‍​‍‌‌​ ‌‌‌​‌​​‍ ‍‌‍ ‍‌‍​‌‌‍ ‌‌‍‌‌​ ‌‍​‍‌‍​‌‌ ​ ‌‍‌‌‌‌‌‌‌ ​‍‌‍ ​​ ‌‌‍‍​‌ ‌​‌ ‌​‌ ​​‌ ​ ​‍‌‌​ ​ ‌​​‌​‍‌‌​ ​‍‌​‌‍​‍‌‌​ ​‍‌​‌‍‌‍​ ‌‍‍​‌‍‌‌‌‍ ​‌ ​ ‌‍‌‌‌‍​‌‌ ​​‌‍‍‌‌‍‌‌‌ ​‍‌ ​ ​‍ ‍‌ ​ ‌‍​‌‌‍ ‍‌‍‍‌‌ ‌​‌ ‍‌​‍ ‍‌ ​ ‌ ‌​‌ ‌‌‌‍‌​‌‍‍‌‌‍ ​‍‌‍‌‍‍‌‌‍‌​​ ‌‌‍‌‍‌‍ ‌‍ ‌ ‌​‌‍‌‌‌ ​‍​‍‌‍‌ ‌​‌ ‍‌‌ ​​‌‍‌‌​ ‌‌‍‌‍‌‍ ‌‍ ‌ ‌​‌‍‌‌‌ ​‍​‍‌‍‌ ​​‌‍​‌‌ ‌​‌‍‍​​ ‌‌‍​ ‌‍ ‌‍ ​‌ ‌‌‌‍ ‌‌‍ ‍‌ ​ ​‍‌‌​ ‌‌‌​​‍‌‌ ‌‍‍ ‌‍‌‌‌ ‍‌​‍‌‌​ ​ ‌​‌​​‍‌‌​ ​ ‌​‌​​‍‌‌​ ​‍​ ​‍‌‍​ ​ ​ ​ ‌​​ ​​‌‍​ ​ ‌‍‌‍‌​​ ‌​‌‍‌‍‌‍‌‌‌‍‌‌‌‍‌​​‍‌‌​ ​‍​ ​‍​‍‌‌​ ‌‌‌​‌​​‍ ‍‌‍ ​‌‍‍‌‌‍ ‍‌‍‍ ‌ ​ ​‍‌‌​ ‌‌‌​​‍‌‌ ‌‍‍ ‌‍‌‌‌ ‍‌​‍‌‌​ ​ ‌​‌​​‍‌‌​ ​ ‌​‌​​‍‌‌​ ​‍​ ​‍​ ‌​​ ‍‌​ ​ ​ ‍​‌‍‌‌​ ​​​ ‍​​ ‌‍‌‍​‌​ ​ ‌‍​‍‌‍​ ​‍‌‌​ ​‍​ ​‍​‍‌‌​ ‌‌‌​‌​​‍ ‍‌‍ ‍‌‍​‌‌‍ ‌‌‍‌‌​‍‌‍‌ ​​‌‍‌‌‌ ​‍‌ ​ ‌ ​​‌‍‌‌‌‍​ ‌ ‌​‌‍‍‌‌ ‌‍‌‍‌‌​ ‌‌ ​​‌ ‌‌‌‍​‍‌‍ ​‌‍‍‌‌ ​ ‌‍‍​‌‍‌‌‌‍‌​​‍​‍‌ ‌
Chelsea Piers Foundation​​​​‌ ‍ ​‍​‍‌‍ ‌ ​‍‌‍‍‌‌‍‌ ‌‍‍‌‌‍ ‍​‍​‍​ ‍‍​‍​‍‌ ​ ‌‍​‌‌‍ ‍‌‍‍‌‌ ‌​‌ ‍‌​‍ ‍‌‍‍‌‌‍ ​‍​‍​‍ ​​‍​‍‌‍‍​‌ ​‍‌‍‌‌‌‍‌‍​‍​‍​ ‍‍​‍​‍‌‍‍​‌ ‌​‌ ‌​‌ ​​‌ ​ ​ ‍‍​‍ ​‍ ‌‍​ ‌‍‍​‌‍‌‌‌‍ ​‌ ​ ‌‍‌‌‌‍​‌‌ ​​‌‍‍‌‌‍‌‌‌ ​‍‌ ​ ​‍ ‍‌ ​ ‌‍​‌‌‍ ‍‌‍‍‌‌ ‌​‌ ‍‌​‍ ‍‌ ​ ‌ ‌​‌ ‌‌‌‍‌​‌‍‍‌‌‍ ​‍ ‌‍‍‌‌‍ ‍‌ ‌​‌‍‌‌‌‍ ‍‌ ‌​​‍ ‌‍‌‌‌‍‌​‌‍‍‌‌ ‌​​‍ ‌‍ ‌‌‍ ‌‍‌​‌‍‌‌​ ‌‌ ​​‌ ​‍‌‍‌‌‌ ​ ‌‍‌‌‌‍ ‍‌ ‌​‌‍​‌‌ ‌​‌‍‍‌‌‍ ‌‍ ‍​ ‍ ‌‍‍‌‌‍‌​​ ‌‌‍‌‍‌‍ ‌‍ ‌ ‌​‌‍‌‌‌ ​‍​ ‍ ‌ ‌​‌ ‍‌‌ ​​‌‍‌‌​ ‌‌‍‌‍‌‍ ‌‍ ‌ ‌​‌‍‌‌‌ ​‍​ ‍ ‌ ​​‌‍​‌‌ ‌​‌‍‍​​ ‌‌‍​ ‌‍ ‌‍ ​‌ ‌‌‌‍ ‌‌‍ ‍‌ ​ ​‍‌‌​ ‌‌‌​​‍‌‌ ‌‍‍ ‌‍‌‌‌ ‍‌​‍‌‌​ ​ ‌​‌​​‍‌‌​ ​ ‌​‌​​‍‌‌​ ​‍​ ​‍‌‍​ ​ ​ ​ ‌​​ ​​‌‍​ ​ ‌‍‌‍‌​​ ‌​‌‍‌‍‌‍‌‌‌‍‌‌‌‍‌​​‍‌‌​ ​‍​ ​‍​‍‌‌​ ‌‌‌​‌​​‍ ‍‌‍ ​‌‍‍‌‌‍ ‍‌‍‍ ‌ ​ ​‍‌‌​ ‌‌‌​​‍‌‌ ‌‍‍ ‌‍‌‌‌ ‍‌​‍‌‌​ ​ ‌​‌​​‍‌‌​ ​ ‌​‌​​‍‌‌​ ​‍​ ​‍​ ‌ ​ ‌ ​ ‌​​ ‌ ‌‍‌‍​ ‌ ‌‍‌​​ ‍‌​ ​ ​ ‌ ​ ‌ ‌‍‌‌​‍‌‌​ ​‍​ ​‍​‍‌‌​ ‌‌‌​‌​​‍ ‍‌‍ ‍‌‍​‌‌‍ ‌‌‍‌‌​ ‌‍​‍‌‍​‌‌ ​ ‌‍‌‌‌‌‌‌‌ ​‍‌‍ ​​ ‌‌‍‍​‌ ‌​‌ ‌​‌ ​​‌ ​ ​‍‌‌​ ​ ‌​​‌​‍‌‌​ ​‍‌​‌‍​‍‌‌​ ​‍‌​‌‍‌‍​ ‌‍‍​‌‍‌‌‌‍ ​‌ ​ ‌‍‌‌‌‍​‌‌ ​​‌‍‍‌‌‍‌‌‌ ​‍‌ ​ ​‍ ‍‌ ​ ‌‍​‌‌‍ ‍‌‍‍‌‌ ‌​‌ ‍‌​‍ ‍‌ ​ ‌ ‌​‌ ‌‌‌‍‌​‌‍‍‌‌‍ ​‍‌‍‌‍‍‌‌‍‌​​ ‌‌‍‌‍‌‍ ‌‍ ‌ ‌​‌‍‌‌‌ ​‍​‍‌‍‌ ‌​‌ ‍‌‌ ​​‌‍‌‌​ ‌‌‍‌‍‌‍ ‌‍ ‌ ‌​‌‍‌‌‌ ​‍​‍‌‍‌ ​​‌‍​‌‌ ‌​‌‍‍​​ ‌‌‍​ ‌‍ ‌‍ ​‌ ‌‌‌‍ ‌‌‍ ‍‌ ​ ​‍‌‌​ ‌‌‌​​‍‌‌ ‌‍‍ ‌‍‌‌‌ ‍‌​‍‌‌​ ​ ‌​‌​​‍‌‌​ ​ ‌​‌​​‍‌‌​ ​‍​ ​‍‌‍​ ​ ​ ​ ‌​​ ​​‌‍​ ​ ‌‍‌‍‌​​ ‌​‌‍‌‍‌‍‌‌‌‍‌‌‌‍‌​​‍‌‌​ ​‍​ ​‍​‍‌‌​ ‌‌‌​‌​​‍ ‍‌‍ ​‌‍‍‌‌‍ ‍‌‍‍ ‌ ​ ​‍‌‌​ ‌‌‌​​‍‌‌ ‌‍‍ ‌‍‌‌‌ ‍‌​‍‌‌​ ​ ‌​‌​​‍‌‌​ ​ ‌​‌​​‍‌‌​ ​‍​ ​‍​ ‌ ​ ‌ ​ ‌​​ ‌ ‌‍‌‍​ ‌ ‌‍‌​​ ‍‌​ ​ ​ ‌ ​ ‌ ‌‍‌‌​‍‌‌​ ​‍​ ​‍​‍‌‌​ ‌‌‌​‌​​‍ ‍‌‍ ‍‌‍​‌‌‍ ‌‌‍‌‌​‍‌‍‌ ​​‌‍‌‌‌ ​‍‌ ​ ‌ ​​‌‍‌‌‌‍​ ‌ ‌​‌‍‍‌‌ ‌‍‌‍‌‌​ ‌‌ ​​‌ ‌‌‌‍​‍‌‍ ​‌‍‍‌‌ ​ ‌‍‍​‌‍‌‌‌‍‌​​‍​‍‌ ‌
Gift Cards​​​​‌ ‍ ​‍​‍‌‍ ‌ ​‍‌‍‍‌‌‍‌ ‌‍‍‌‌‍ ‍​‍​‍​ ‍‍​‍​‍‌ ​ ‌‍​‌‌‍ ‍‌‍‍‌‌ ‌​‌ ‍‌​‍ ‍‌‍‍‌‌‍ ​‍​‍​‍ ​​‍​‍‌‍‍​‌ ​‍‌‍‌‌‌‍‌‍​‍​‍​ ‍‍​‍​‍‌‍‍​‌ ‌​‌ ‌​‌ ​​‌ ​ ​ ‍‍​‍ ​‍ ‌‍​ ‌‍‍​‌‍‌‌‌‍ ​‌ ​ ‌‍‌‌‌‍​‌‌ ​​‌‍‍‌‌‍‌‌‌ ​‍‌ ​ ​‍ ‍‌ ​ ‌‍​‌‌‍ ‍‌‍‍‌‌ ‌​‌ ‍‌​‍ ‍‌ ​ ‌ ‌​‌ ‌‌‌‍‌​‌‍‍‌‌‍ ​‍ ‌‍‍‌‌‍ ‍‌ ‌​‌‍‌‌‌‍ ‍‌ ‌​​‍ ‌‍‌‌‌‍‌​‌‍‍‌‌ ‌​​‍ ‌‍ ‌‌‍ ‌‍‌​‌‍‌‌​ ‌‌ ​​‌ ​‍‌‍‌‌‌ ​ ‌‍‌‌‌‍ ‍‌ ‌​‌‍​‌‌ ‌​‌‍‍‌‌‍ ‌‍ ‍​ ‍ ‌‍‍‌‌‍‌​​ ‌‌‍‌‍‌‍ ‌‍ ‌ ‌​‌‍‌‌‌ ​‍​ ‍ ‌ ‌​‌ ‍‌‌ ​​‌‍‌‌​ ‌‌‍‌‍‌‍ ‌‍ ‌ ‌​‌‍‌‌‌ ​‍​ ‍ ‌ ​​‌‍​‌‌ ‌​‌‍‍​​ ‌‌‍​ ‌‍ ‌‍ ​‌ ‌‌‌‍ ‌‌‍ ‍‌ ​ ​‍‌‌​ ‌‌‌​​‍‌‌ ‌‍‍ ‌‍‌‌‌ ‍‌​‍‌‌​ ​ ‌​‌​​‍‌‌​ ​ ‌​‌​​‍‌‌​ ​‍​ ​‍‌‍​ ​ ​ ​ ‌​​ ​​‌‍​ ​ ‌‍‌‍‌​​ ‌​‌‍‌‍‌‍‌‌‌‍‌‌‌‍‌​​‍‌‌​ ​‍​ ​‍​‍‌‌​ ‌‌‌​‌​​‍ ‍‌‍ ​‌‍‍‌‌‍ ‍‌‍‍ ‌ ​ ​‍‌‌​ ‌‌‌​​‍‌‌ ‌‍‍ ‌‍‌‌‌ ‍‌​‍‌‌​ ​ ‌​‌​​‍‌‌​ ​ ‌​‌​​‍‌‌​ ​‍​ ​‍‌‍‌​​ ‍​‌‍​ ‌‍​‌​ ‌​​ ‍‌​ ​‌‌‍‌‍​ ‍​​ ​ ​ ​ ​ ​​​‍‌‌​ ​‍​ ​‍​‍‌‌​ ‌‌‌​‌​​‍ ‍‌‍ ‍‌‍​‌‌‍ ‌‌‍‌‌​ ‌‍​‍‌‍​‌‌ ​ ‌‍‌‌‌‌‌‌‌ ​‍‌‍ ​​ ‌‌‍‍​‌ ‌​‌ ‌​‌ ​​‌ ​ ​‍‌‌​ ​ ‌​​‌​‍‌‌​ ​‍‌​‌‍​‍‌‌​ ​‍‌​‌‍‌‍​ ‌‍‍​‌‍‌‌‌‍ ​‌ ​ ‌‍‌‌‌‍​‌‌ ​​‌‍‍‌‌‍‌‌‌ ​‍‌ ​ ​‍ ‍‌ ​ ‌‍​‌‌‍ ‍‌‍‍‌‌ ‌​‌ ‍‌​‍ ‍‌ ​ ‌ ‌​‌ ‌‌‌‍‌​‌‍‍‌‌‍ ​‍‌‍‌‍‍‌‌‍‌​​ ‌‌‍‌‍‌‍ ‌‍ ‌ ‌​‌‍‌‌‌ ​‍​‍‌‍‌ ‌​‌ ‍‌‌ ​​‌‍‌‌​ ‌‌‍‌‍‌‍ ‌‍ ‌ ‌​‌‍‌‌‌ ​‍​‍‌‍‌ ​​‌‍​‌‌ ‌​‌‍‍​​ ‌‌‍​ ‌‍ ‌‍ ​‌ ‌‌‌‍ ‌‌‍ ‍‌ ​ ​‍‌‌​ ‌‌‌​​‍‌‌ ‌‍‍ ‌‍‌‌‌ ‍‌​‍‌‌​ ​ ‌​‌​​‍‌‌​ ​ ‌​‌​​‍‌‌​ ​‍​ ​‍‌‍​ ​ ​ ​ ‌​​ ​​‌‍​ ​ ‌‍‌‍‌​​ ‌​‌‍‌‍‌‍‌‌‌‍‌‌‌‍‌​​‍‌‌​ ​‍​ ​‍​‍‌‌​ ‌‌‌​‌​​‍ ‍‌‍ ​‌‍‍‌‌‍ ‍‌‍‍ ‌ ​ ​‍‌‌​ ‌‌‌​​‍‌‌ ‌‍‍ ‌‍‌‌‌ ‍‌​‍‌‌​ ​ ‌​‌​​‍‌‌​ ​ ‌​‌​​‍‌‌​ ​‍​ ​‍‌‍‌​​ ‍​‌‍​ ‌‍​‌​ ‌​​ ‍‌​ ​‌‌‍‌‍​ ‍​​ ​ ​ ​ ​ ​​​‍‌‌​ ​‍​ ​‍​‍‌‌​ ‌‌‌​‌​​‍ ‍‌‍ ‍‌‍​‌‌‍ ‌‌‍‌‌​‍‌‍‌ ​​‌‍‌‌‌ ​‍‌ ​ ‌ ​​‌‍‌‌‌‍​ ‌ ‌​‌‍‍‌‌ ‌‍‌‍‌‌​ ‌‌ ​​‌ ‌‌‌‍​‍‌‍ ​‌‍‍‌‌ ​ ‌‍‍​‌‍‌‌‌‍‌​​‍​‍‌ ‌
More​​​​‌ ‍ ​‍​‍‌‍ ‌ ​‍‌‍‍‌‌‍‌ ‌‍‍‌‌‍ ‍​‍​‍​ ‍‍​‍​‍‌ ​ ‌‍​‌‌‍ ‍‌‍‍‌‌ ‌​‌ ‍‌​‍ ‍‌‍‍‌‌‍ ​‍​‍​‍ ​​‍​‍‌‍‍​‌ ​‍‌‍‌‌‌‍‌‍​‍​‍​ ‍‍​‍​‍‌‍‍​‌ ‌​‌ ‌​‌ ​​‌ ​ ​ ‍‍​‍ ​‍ ‌‍​ ‌‍‍​‌‍‌‌‌‍ ​‌ ​ ‌‍‌‌‌‍​‌‌ ​​‌‍‍‌‌‍‌‌‌ ​‍‌ ​ ​‍ ‍‌ ​ ‌‍​‌‌‍ ‍‌‍‍‌‌ ‌​‌ ‍‌​‍ ‍‌ ​ ‌ ‌​‌ ‌‌‌‍‌​‌‍‍‌‌‍ ​‍ ‌‍‍‌‌‍ ‍‌ ‌​‌‍‌‌‌‍ ‍‌ ‌​​‍ ‌‍‌‌‌‍‌​‌‍‍‌‌ ‌​​‍ ‌‍ ‌‌‍ ‌‍‌​‌‍‌‌​ ‌‌ ​​‌ ​‍‌‍‌‌‌ ​ ‌‍‌‌‌‍ ‍‌ ‌​‌‍​‌‌ ‌​‌‍‍‌‌‍ ‌‍ ‍​ ‍ ‌‍‍‌‌‍‌​​ ‌‌‍‌‍‌‍ ‌‍ ‌ ‌​‌‍‌‌‌ ​‍​ ‍ ‌ ‌​‌ ‍‌‌ ​​‌‍‌‌​ ‌‌‍‌‍‌‍ ‌‍ ‌ ‌​‌‍‌‌‌ ​‍​ ‍ ‌ ​​‌‍​‌‌ ‌​‌‍‍​​ ‌‌‍​ ‌‍ ‌‍ ​‌ ‌‌‌‍ ‌‌‍ ‍‌ ​ ​‍‌‌​ ‌‌‌​​‍‌‌ ‌‍‍ ‌‍‌‌‌ ‍‌​‍‌‌​ ​ ‌​‌​​‍‌‌​ ​ ‌​‌​​‍‌‌​ ​‍​ ​‍​ ‌‌​ ​ ​ ‌‌​ ‍‌‌‍​ ​ ​‍‌‍‌​​ ‍​‌‍​‌​ ‍​​ ​ ​ ​ ​‍‌‌​ ​‍​ ​‍​‍‌‌​ ‌‌‌​‌​​‍ ‍‌ ‌​‌‍‍‌‌ ‌​‌‍ ​‌‍‌‌​ ‌‍​‍‌‍​‌‌ ​ ‌‍‌‌‌‌‌‌‌ ​‍‌‍ ​​ ‌‌‍‍​‌ ‌​‌ ‌​‌ ​​‌ ​ ​‍‌‌​ ​ ‌​​‌​‍‌‌​ ​‍‌​‌‍​‍‌‌​ ​‍‌​‌‍‌‍​ ‌‍‍​‌‍‌‌‌‍ ​‌ ​ ‌‍‌‌‌‍​‌‌ ​​‌‍‍‌‌‍‌‌‌ ​‍‌ ​ ​‍ ‍‌ ​ ‌‍​‌‌‍ ‍‌‍‍‌‌ ‌​‌ ‍‌​‍ ‍‌ ​ ‌ ‌​‌ ‌‌‌‍‌​‌‍‍‌‌‍ ​‍‌‍‌‍‍‌‌‍‌​​ ‌‌‍‌‍‌‍ ‌‍ ‌ ‌​‌‍‌‌‌ ​‍​‍‌‍‌ ‌​‌ ‍‌‌ ​​‌‍‌‌​ ‌‌‍‌‍‌‍ ‌‍ ‌ ‌​‌‍‌‌‌ ​‍​‍‌‍‌ ​​‌‍​‌‌ ‌​‌‍‍​​ ‌‌‍​ ‌‍ ‌‍ ​‌ ‌‌‌‍ ‌‌‍ ‍‌ ​ ​‍‌‌​ ‌‌‌​​‍‌‌ ‌‍‍ ‌‍‌‌‌ ‍‌​‍‌‌​ ​ ‌​‌​​‍‌‌​ ​ ‌​‌​​‍‌‌​ ​‍​ ​‍​ ‌‌​ ​ ​ ‌‌​ ‍‌‌‍​ ​ ​‍‌‍‌​​ ‍​‌‍​‌​ ‍​​ ​ ​ ​ ​‍‌‌​ ​‍​ ​‍​‍‌‌​ ‌‌‌​‌​​‍ ‍‌ ‌​‌‍‍‌‌ ‌​‌‍ ​‌‍‌‌​‍‌‍‌ ​​‌‍‌‌‌ ​‍‌ ​ ‌ ​​‌‍‌‌‌‍​ ‌ ‌​‌‍‍‌‌ ‌‍‌‍‌‌​ ‌‌ ​​‌ ‌‌‌‍​‍‌‍ ​‌‍‍‌‌ ​ ‌‍‍​‌‍‌‌‌‍‌​​‍​‍‌ ‌
Summer Camps​​​​‌ ‍ ​‍​‍‌‍ ‌ ​‍‌‍‍‌‌‍‌ ‌‍‍‌‌‍ ‍​‍​‍​ ‍‍​‍​‍‌ ​ ‌‍​‌‌‍ ‍‌‍‍‌‌ ‌​‌ ‍‌​‍ ‍‌‍‍‌‌‍ ​‍​‍​‍ ​​‍​‍‌‍‍​‌ ​‍‌‍‌‌‌‍‌‍​‍​‍​ ‍‍​‍​‍‌‍‍​‌ ‌​‌ ‌​‌ ​​‌ ​ ​ ‍‍​‍ ​‍ ‌‍​ ‌‍‍​‌‍‌‌‌‍ ​‌ ​ ‌‍‌‌‌‍​‌‌ ​​‌‍‍‌‌‍‌‌‌ ​‍‌ ​ ​‍ ‍‌ ​ ‌‍​‌‌‍ ‍‌‍‍‌‌ ‌​‌ ‍‌​‍ ‍‌ ​ ‌ ‌​‌ ‌‌‌‍‌​‌‍‍‌‌‍ ​‍ ‌‍‍‌‌‍ ‍‌ ‌​‌‍‌‌‌‍ ‍‌ ‌​​‍ ‌‍‌‌‌‍‌​‌‍‍‌‌ ‌​​‍ ‌‍ ‌‌‍ ‌‍‌​‌‍‌‌​ ‌‌ ​​‌ ​‍‌‍‌‌‌ ​ ‌‍‌‌‌‍ ‍‌ ‌​‌‍​‌‌ ‌​‌‍‍‌‌‍ ‌‍ ‍​ ‍ ‌‍‍‌‌‍‌​​ ‌‌‍‌‍‌‍ ‌‍ ‌ ‌​‌‍‌‌‌ ​‍​ ‍ ‌ ‌​‌ ‍‌‌ ​​‌‍‌‌​ ‌‌‍‌‍‌‍ ‌‍ ‌ ‌​‌‍‌‌‌ ​‍​ ‍ ‌ ​​‌‍​‌‌ ‌​‌‍‍​​ ‌‌‍​ ‌‍ ‌‍ ​‌ ‌‌‌‍ ‌‌‍ ‍‌ ​ ​‍‌‌​ ‌‌‌​​‍‌‌ ‌‍‍ ‌‍‌‌‌ ‍‌​‍‌‌​ ​ ‌​‌​​‍‌‌​ ​ ‌​‌​​‍‌‌​ ​‍​ ​‍​ ‌‌​ ​ ​ ‌‌​ ‍‌‌‍​ ​ ​‍‌‍‌​​ ‍​‌‍​‌​ ‍​​ ​ ​ ​ ​‍‌‌​ ​‍​ ​‍​‍‌‌​ ‌‌‌​‌​​‍ ‍‌‍ ​‌‍‍‌‌‍ ‍‌‍‍ ‌ ​ ​‍‌‌​ ‌‌‌​​‍‌‌ ‌‍‍ ‌‍‌‌‌ ‍‌​‍‌‌​ ​ ‌​‌​​‍‌‌​ ​ ‌​‌​​‍‌‌​ ​‍​ ​‍‌‍​ ​ ‌​‌‍​ ‌‍​‌‌‍​ ​ ​​‌‍​‌​ ‌​​ ‌ ​ ‍‌​ ‌‍‌‍‌​​‍‌‌​ ​‍​ ​‍​‍‌‌​ ‌‌‌​‌​​‍ ‍‌‍ ‍‌‍​‌‌‍ ‌‌‍‌‌​ ‌‍​‍‌‍​‌‌ ​ ‌‍‌‌‌‌‌‌‌ ​‍‌‍ ​​ ‌‌‍‍​‌ ‌​‌ ‌​‌ ​​‌ ​ ​‍‌‌​ ​ ‌​​‌​‍‌‌​ ​‍‌​‌‍​‍‌‌​ ​‍‌​‌‍‌‍​ ‌‍‍​‌‍‌‌‌‍ ​‌ ​ ‌‍‌‌‌‍​‌‌ ​​‌‍‍‌‌‍‌‌‌ ​‍‌ ​ ​‍ ‍‌ ​ ‌‍​‌‌‍ ‍‌‍‍‌‌ ‌​‌ ‍‌​‍ ‍‌ ​ ‌ ‌​‌ ‌‌‌‍‌​‌‍‍‌‌‍ ​‍‌‍‌‍‍‌‌‍‌​​ ‌‌‍‌‍‌‍ ‌‍ ‌ ‌​‌‍‌‌‌ ​‍​‍‌‍‌ ‌​‌ ‍‌‌ ​​‌‍‌‌​ ‌‌‍‌‍‌‍ ‌‍ ‌ ‌​‌‍‌‌‌ ​‍​‍‌‍‌ ​​‌‍​‌‌ ‌​‌‍‍​​ ‌‌‍​ ‌‍ ‌‍ ​‌ ‌‌‌‍ ‌‌‍ ‍‌ ​ ​‍‌‌​ ‌‌‌​​‍‌‌ ‌‍‍ ‌‍‌‌‌ ‍‌​‍‌‌​ ​ ‌​‌​​‍‌‌​ ​ ‌​‌​​‍‌‌​ ​‍​ ​‍​ ‌‌​ ​ ​ ‌‌​ ‍‌‌‍​ ​ ​‍‌‍‌​​ ‍​‌‍​‌​ ‍​​ ​ ​ ​ ​‍‌‌​ ​‍​ ​‍​‍‌‌​ ‌‌‌​‌​​‍ ‍‌‍ ​‌‍‍‌‌‍ ‍‌‍‍ ‌ ​ ​‍‌‌​ ‌‌‌​​‍‌‌ ‌‍‍ ‌‍‌‌‌ ‍‌​‍‌‌​ ​ ‌​‌​​‍‌‌​ ​ ‌​‌​​‍‌‌​ ​‍​ ​‍‌‍​ ​ ‌​‌‍​ ‌‍​‌‌‍​ ​ ​​‌‍​‌​ ‌​​ ‌ ​ ‍‌​ ‌‍‌‍‌​​‍‌‌​ ​‍​ ​‍​‍‌‌​ ‌‌‌​‌​​‍ ‍‌‍ ‍‌‍​‌‌‍ ‌‌‍‌‌​‍‌‍‌ ​​‌‍‌‌‌ ​‍‌ ​ ‌ ​​‌‍‌‌‌‍​ ‌ ‌​‌‍‍‌‌ ‌‍‌‍‌‌​ ‌‌ ​​‌ ‌‌‌‍​‍‌‍ ​‌‍‍‌‌ ​ ‌‍‍​‌‍‌‌‌‍‌​​‍​‍‌ ‌
Daycare + Preschool​​​​‌ ‍ ​‍​‍‌‍ ‌ ​‍‌‍‍‌‌‍‌ ‌‍‍‌‌‍ ‍​‍​‍​ ‍‍​‍​‍‌ ​ ‌‍​‌‌‍ ‍‌‍‍‌‌ ‌​‌ ‍‌​‍ ‍‌‍‍‌‌‍ ​‍​‍​‍ ​​‍​‍‌‍‍​‌ ​‍‌‍‌‌‌‍‌‍​‍​‍​ ‍‍​‍​‍‌‍‍​‌ ‌​‌ ‌​‌ ​​‌ ​ ​ ‍‍​‍ ​‍ ‌‍​ ‌‍‍​‌‍‌‌‌‍ ​‌ ​ ‌‍‌‌‌‍​‌‌ ​​‌‍‍‌‌‍‌‌‌ ​‍‌ ​ ​‍ ‍‌ ​ ‌‍​‌‌‍ ‍‌‍‍‌‌ ‌​‌ ‍‌​‍ ‍‌ ​ ‌ ‌​‌ ‌‌‌‍‌​‌‍‍‌‌‍ ​‍ ‌‍‍‌‌‍ ‍‌ ‌​‌‍‌‌‌‍ ‍‌ ‌​​‍ ‌‍‌‌‌‍‌​‌‍‍‌‌ ‌​​‍ ‌‍ ‌‌‍ ‌‍‌​‌‍‌‌​ ‌‌ ​​‌ ​‍‌‍‌‌‌ ​ ‌‍‌‌‌‍ ‍‌ ‌​‌‍​‌‌ ‌​‌‍‍‌‌‍ ‌‍ ‍​ ‍ ‌‍‍‌‌‍‌​​ ‌‌‍‌‍‌‍ ‌‍ ‌ ‌​‌‍‌‌‌ ​‍​ ‍ ‌ ‌​‌ ‍‌‌ ​​‌‍‌‌​ ‌‌‍‌‍‌‍ ‌‍ ‌ ‌​‌‍‌‌‌ ​‍​ ‍ ‌ ​​‌‍​‌‌ ‌​‌‍‍​​ ‌‌‍​ ‌‍ ‌‍ ​‌ ‌‌‌‍ ‌‌‍ ‍‌ ​ ​‍‌‌​ ‌‌‌​​‍‌‌ ‌‍‍ ‌‍‌‌‌ ‍‌​‍‌‌​ ​ ‌​‌​​‍‌‌​ ​ ‌​‌​​‍‌‌​ ​‍​ ​‍​ ‌‌​ ​ ​ ‌‌​ ‍‌‌‍​ ​ ​‍‌‍‌​​ ‍​‌‍​‌​ ‍​​ ​ ​ ​ ​‍‌‌​ ​‍​ ​‍​‍‌‌​ ‌‌‌​‌​​‍ ‍‌‍ ​‌‍‍‌‌‍ ‍‌‍‍ ‌ ​ ​‍‌‌​ ‌‌‌​​‍‌‌ ‌‍‍ ‌‍‌‌‌ ‍‌​‍‌‌​ ​ ‌​‌​​‍‌‌​ ​ ‌​‌​​‍‌‌​ ​‍​ ​‍​ ​ ​ ​‌​ ‍​​ ​ ​ ​ ​ ​‍​ ​ ‌‍​‌​ ‌‍​ ‌‍​ ‌‍‌‍​‌​‍‌‌​ ​‍​ ​‍​‍‌‌​ ‌‌‌​‌​​‍ ‍‌‍ ‍‌‍​‌‌‍ ‌‌‍‌‌​ ‌‍​‍‌‍​‌‌ ​ ‌‍‌‌‌‌‌‌‌ ​‍‌‍ ​​ ‌‌‍‍​‌ ‌​‌ ‌​‌ ​​‌ ​ ​‍‌‌​ ​ ‌​​‌​‍‌‌​ ​‍‌​‌‍​‍‌‌​ ​‍‌​‌‍‌‍​ ‌‍‍​‌‍‌‌‌‍ ​‌ ​ ‌‍‌‌‌‍​‌‌ ​​‌‍‍‌‌‍‌‌‌ ​‍‌ ​ ​‍ ‍‌ ​ ‌‍​‌‌‍ ‍‌‍‍‌‌ ‌​‌ ‍‌​‍ ‍‌ ​ ‌ ‌​‌ ‌‌‌‍‌​‌‍‍‌‌‍ ​‍‌‍‌‍‍‌‌‍‌​​ ‌‌‍‌‍‌‍ ‌‍ ‌ ‌​‌‍‌‌‌ ​‍​‍‌‍‌ ‌​‌ ‍‌‌ ​​‌‍‌‌​ ‌‌‍‌‍‌‍ ‌‍ ‌ ‌​‌‍‌‌‌ ​‍​‍‌‍‌ ​​‌‍​‌‌ ‌​‌‍‍​​ ‌‌‍​ ‌‍ ‌‍ ​‌ ‌‌‌‍ ‌‌‍ ‍‌ ​ ​‍‌‌​ ‌‌‌​​‍‌‌ ‌‍‍ ‌‍‌‌‌ ‍‌​‍‌‌​ ​ ‌​‌​​‍‌‌​ ​ ‌​‌​​‍‌‌​ ​‍​ ​‍​ ‌‌​ ​ ​ ‌‌​ ‍‌‌‍​ ​ ​‍‌‍‌​​ ‍​‌‍​‌​ ‍​​ ​ ​ ​ ​‍‌‌​ ​‍​ ​‍​‍‌‌​ ‌‌‌​‌​​‍ ‍‌‍ ​‌‍‍‌‌‍ ‍‌‍‍ ‌ ​ ​‍‌‌​ ‌‌‌​​‍‌‌ ‌‍‍ ‌‍‌‌‌ ‍‌​‍‌‌​ ​ ‌​‌​​‍‌‌​ ​ ‌​‌​​‍‌‌​ ​‍​ ​‍​ ​ ​ ​‌​ ‍​​ ​ ​ ​ ​ ​‍​ ​ ‌‍​‌​ ‌‍​ ‌‍​ ‌‍‌‍​‌​‍‌‌​ ​‍​ ​‍​‍‌‌​ ‌‌‌​‌​​‍ ‍‌‍ ‍‌‍​‌‌‍ ‌‌‍‌‌​‍‌‍‌ ​​‌‍‌‌‌ ​‍‌ ​ ‌ ​​‌‍‌‌‌‍​ ‌ ‌​‌‍‍‌‌ ‌‍‌‍‌‌​ ‌‌ ​​‌ ‌‌‌‍​‍‌‍ ​‌‍‍‌‌ ​ ‌‍‍​‌‍‌‌‌‍‌​​‍​‍‌ ‌
Parking​​​​‌ ‍ ​‍​‍‌‍ ‌ ​‍‌‍‍‌‌‍‌ ‌‍‍‌‌‍ ‍​‍​‍​ ‍‍​‍​‍‌ ​ ‌‍​‌‌‍ ‍‌‍‍‌‌ ‌​‌ ‍‌​‍ ‍‌‍‍‌‌‍ ​‍​‍​‍ ​​‍​‍‌‍‍​‌ ​‍‌‍‌‌‌‍‌‍​‍​‍​ ‍‍​‍​‍‌‍‍​‌ ‌​‌ ‌​‌ ​​‌ ​ ​ ‍‍​‍ ​‍ ‌‍​ ‌‍‍​‌‍‌‌‌‍ ​‌ ​ ‌‍‌‌‌‍​‌‌ ​​‌‍‍‌‌‍‌‌‌ ​‍‌ ​ ​‍ ‍‌ ​ ‌‍​‌‌‍ ‍‌‍‍‌‌ ‌​‌ ‍‌​‍ ‍‌ ​ ‌ ‌​‌ ‌‌‌‍‌​‌‍‍‌‌‍ ​‍ ‌‍‍‌‌‍ ‍‌ ‌​‌‍‌‌‌‍ ‍‌ ‌​​‍ ‌‍‌‌‌‍‌​‌‍‍‌‌ ‌​​‍ ‌‍ ‌‌‍ ‌‍‌​‌‍‌‌​ ‌‌ ​​‌ ​‍‌‍‌‌‌ ​ ‌‍‌‌‌‍ ‍‌ ‌​‌‍​‌‌ ‌​‌‍‍‌‌‍ ‌‍ ‍​ ‍ ‌‍‍‌‌‍‌​​ ‌‌‍‌‍‌‍ ‌‍ ‌ ‌​‌‍‌‌‌ ​‍​ ‍ ‌ ‌​‌ ‍‌‌ ​​‌‍‌‌​ ‌‌‍‌‍‌‍ ‌‍ ‌ ‌​‌‍‌‌‌ ​‍​ ‍ ‌ ​​‌‍​‌‌ ‌​‌‍‍​​ ‌‌‍​ ‌‍ ‌‍ ​‌ ‌‌‌‍ ‌‌‍ ‍‌ ​ ​‍‌‌​ ‌‌‌​​‍‌‌ ‌‍‍ ‌‍‌‌‌ ‍‌​‍‌‌​ ​ ‌​‌​​‍‌‌​ ​ ‌​‌​​‍‌‌​ ​‍​ ​‍​ ‌‌​ ​ ​ ‌‌​ ‍‌‌‍​ ​ ​‍‌‍‌​​ ‍​‌‍​‌​ ‍​​ ​ ​ ​ ​‍‌‌​ ​‍​ ​‍​‍‌‌​ ‌‌‌​‌​​‍ ‍‌‍ ​‌‍‍‌‌‍ ‍‌‍‍ ‌ ​ ​‍‌‌​ ‌‌‌​​‍‌‌ ‌‍‍ ‌‍‌‌‌ ‍‌​‍‌‌​ ​ ‌​‌​​‍‌‌​ ​ ‌​‌​​‍‌‌​ ​‍​ ​‍‌‍​‍​ ​​‌‍‌‍​ ‌‍‌‍‌‍​ ​‌‌‍‌‌‌‍‌‍​ ‌ ​ ​‌‌‍‌‍‌‍‌​​‍‌‌​ ​‍​ ​‍​‍‌‌​ ‌‌‌​‌​​‍ ‍‌‍ ‍‌‍​‌‌‍ ‌‌‍‌‌​ ‌‍​‍‌‍​‌‌ ​ ‌‍‌‌‌‌‌‌‌ ​‍‌‍ ​​ ‌‌‍‍​‌ ‌​‌ ‌​‌ ​​‌ ​ ​‍‌‌​ ​ ‌​​‌​‍‌‌​ ​‍‌​‌‍​‍‌‌​ ​‍‌​‌‍‌‍​ ‌‍‍​‌‍‌‌‌‍ ​‌ ​ ‌‍‌‌‌‍​‌‌ ​​‌‍‍‌‌‍‌‌‌ ​‍‌ ​ ​‍ ‍‌ ​ ‌‍​‌‌‍ ‍‌‍‍‌‌ ‌​‌ ‍‌​‍ ‍‌ ​ ‌ ‌​‌ ‌‌‌‍‌​‌‍‍‌‌‍ ​‍‌‍‌‍‍‌‌‍‌​​ ‌‌‍‌‍‌‍ ‌‍ ‌ ‌​‌‍‌‌‌ ​‍​‍‌‍‌ ‌​‌ ‍‌‌ ​​‌‍‌‌​ ‌‌‍‌‍‌‍ ‌‍ ‌ ‌​‌‍‌‌‌ ​‍​‍‌‍‌ ​​‌‍​‌‌ ‌​‌‍‍​​ ‌‌‍​ ‌‍ ‌‍ ​‌ ‌‌‌‍ ‌‌‍ ‍‌ ​ ​‍‌‌​ ‌‌‌​​‍‌‌ ‌‍‍ ‌‍‌‌‌ ‍‌​‍‌‌​ ​ ‌​‌​​‍‌‌​ ​ ‌​‌​​‍‌‌​ ​‍​ ​‍​ ‌‌​ ​ ​ ‌‌​ ‍‌‌‍​ ​ ​‍‌‍‌​​ ‍​‌‍​‌​ ‍​​ ​ ​ ​ ​‍‌‌​ ​‍​ ​‍​‍‌‌​ ‌‌‌​‌​​‍ ‍‌‍ ​‌‍‍‌‌‍ ‍‌‍‍ ‌ ​ ​‍‌‌​ ‌‌‌​​‍‌‌ ‌‍‍ ‌‍‌‌‌ ‍‌​‍‌‌​ ​ ‌​‌​​‍‌‌​ ​ ‌​‌​​‍‌‌​ ​‍​ ​‍‌‍​‍​ ​​‌‍‌‍​ ‌‍‌‍‌‍​ ​‌‌‍‌‌‌‍‌‍​ ‌ ​ ​‌‌‍‌‍‌‍‌​​‍‌‌​ ​‍​ ​‍​‍‌‌​ ‌‌‌​‌​​‍ ‍‌‍ ‍‌‍​‌‌‍ ‌‌‍‌‌​‍‌‍‌ ​​‌‍‌‌‌ ​‍‌ ​ ‌ ​​‌‍‌‌‌‍​ ‌ ‌​‌‍‍‌‌ ‌‍‌‍‌‌​ ‌‌ ​​‌ ‌‌‌‍​‍‌‍ ​‌‍‍‌‌ ​ ‌‍‍​‌‍‌‌‌‍‌​​‍​‍‌ ‌
Dining​​​​‌ ‍ ​‍​‍‌‍ ‌ ​‍‌‍‍‌‌‍‌ ‌‍‍‌‌‍ ‍​‍​‍​ ‍‍​‍​‍‌ ​ ‌‍​‌‌‍ ‍‌‍‍‌‌ ‌​‌ ‍‌​‍ ‍‌‍‍‌‌‍ ​‍​‍​‍ ​​‍​‍‌‍‍​‌ ​‍‌‍‌‌‌‍‌‍​‍​‍​ ‍‍​‍​‍‌‍‍​‌ ‌​‌ ‌​‌ ​​‌ ​ ​ ‍‍​‍ ​‍ ‌‍​ ‌‍‍​‌‍‌‌‌‍ ​‌ ​ ‌‍‌‌‌‍​‌‌ ​​‌‍‍‌‌‍‌‌‌ ​‍‌ ​ ​‍ ‍‌ ​ ‌‍​‌‌‍ ‍‌‍‍‌‌ ‌​‌ ‍‌​‍ ‍‌ ​ ‌ ‌​‌ ‌‌‌‍‌​‌‍‍‌‌‍ ​‍ ‌‍‍‌‌‍ ‍‌ ‌​‌‍‌‌‌‍ ‍‌ ‌​​‍ ‌‍‌‌‌‍‌​‌‍‍‌‌ ‌​​‍ ‌‍ ‌‌‍ ‌‍‌​‌‍‌‌​ ‌‌ ​​‌ ​‍‌‍‌‌‌ ​ ‌‍‌‌‌‍ ‍‌ ‌​‌‍​‌‌ ‌​‌‍‍‌‌‍ ‌‍ ‍​ ‍ ‌‍‍‌‌‍‌​​ ‌‌‍‌‍‌‍ ‌‍ ‌ ‌​‌‍‌‌‌ ​‍​ ‍ ‌ ‌​‌ ‍‌‌ ​​‌‍‌‌​ ‌‌‍‌‍‌‍ ‌‍ ‌ ‌​‌‍‌‌‌ ​‍​ ‍ ‌ ​​‌‍​‌‌ ‌​‌‍‍​​ ‌‌‍​ ‌‍ ‌‍ ​‌ ‌‌‌‍ ‌‌‍ ‍‌ ​ ​‍‌‌​ ‌‌‌​​‍‌‌ ‌‍‍ ‌‍‌‌‌ ‍‌​‍‌‌​ ​ ‌​‌​​‍‌‌​ ​ ‌​‌​​‍‌‌​ ​‍​ ​‍​ ‌‌​ ​ ​ ‌‌​ ‍‌‌‍​ ​ ​‍‌‍‌​​ ‍​‌‍​‌​ ‍​​ ​ ​ ​ ​‍‌‌​ ​‍​ ​‍​‍‌‌​ ‌‌‌​‌​​‍ ‍‌‍ ​‌‍‍‌‌‍ ‍‌‍‍ ‌ ​ ​‍‌‌​ ‌‌‌​​‍‌‌ ‌‍‍ ‌‍‌‌‌ ‍‌​‍‌‌​ ​ ‌​‌​​‍‌‌​ ​ ‌​‌​​‍‌‌​ ​‍​ ​‍​ ‍​‌‍‌‍‌‍‌​​ ‌‍​ ‍‌‌‍​‍‌‍‌‌​ ‌ ‌‍‌‍​ ‌​​ ‌​​ ​‍​‍‌‌​ ​‍​ ​‍​‍‌‌​ ‌‌‌​‌​​‍ ‍‌‍ ‍‌‍​‌‌‍ ‌‌‍‌‌​ ‌‍​‍‌‍​‌‌ ​ ‌‍‌‌‌‌‌‌‌ ​‍‌‍ ​​ ‌‌‍‍​‌ ‌​‌ ‌​‌ ​​‌ ​ ​‍‌‌​ ​ ‌​​‌​‍‌‌​ ​‍‌​‌‍​‍‌‌​ ​‍‌​‌‍‌‍​ ‌‍‍​‌‍‌‌‌‍ ​‌ ​ ‌‍‌‌‌‍​‌‌ ​​‌‍‍‌‌‍‌‌‌ ​‍‌ ​ ​‍ ‍‌ ​ ‌‍​‌‌‍ ‍‌‍‍‌‌ ‌​‌ ‍‌​‍ ‍‌ ​ ‌ ‌​‌ ‌‌‌‍‌​‌‍‍‌‌‍ ​‍‌‍‌‍‍‌‌‍‌​​ ‌‌‍‌‍‌‍ ‌‍ ‌ ‌​‌‍‌‌‌ ​‍​‍‌‍‌ ‌​‌ ‍‌‌ ​​‌‍‌‌​ ‌‌‍‌‍‌‍ ‌‍ ‌ ‌​‌‍‌‌‌ ​‍​‍‌‍‌ ​​‌‍​‌‌ ‌​‌‍‍​​ ‌‌‍​ ‌‍ ‌‍ ​‌ ‌‌‌‍ ‌‌‍ ‍‌ ​ ​‍‌‌​ ‌‌‌​​‍‌‌ ‌‍‍ ‌‍‌‌‌ ‍‌​‍‌‌​ ​ ‌​‌​​‍‌‌​ ​ ‌​‌​​‍‌‌​ ​‍​ ​‍​ ‌‌​ ​ ​ ‌‌​ ‍‌‌‍​ ​ ​‍‌‍‌​​ ‍​‌‍​‌​ ‍​​ ​ ​ ​ ​‍‌‌​ ​‍​ ​‍​‍‌‌​ ‌‌‌​‌​​‍ ‍‌‍ ​‌‍‍‌‌‍ ‍‌‍‍ ‌ ​ ​‍‌‌​ ‌‌‌​​‍‌‌ ‌‍‍ ‌‍‌‌‌ ‍‌​‍‌‌​ ​ ‌​‌​​‍‌‌​ ​ ‌​‌​​‍‌‌​ ​‍​ ​‍​ ‍​‌‍‌‍‌‍‌​​ ‌‍​ ‍‌‌‍​‍‌‍‌‌​ ‌ ‌‍‌‍​ ‌​​ ‌​​ ​‍​‍‌‌​ ​‍​ ​‍​‍‌‌​ ‌‌‌​‌​​‍ ‍‌‍ ‍‌‍​‌‌‍ ‌‌‍‌‌​‍‌‍‌ ​​‌‍‌‌‌ ​‍‌ ​ ‌ ​​‌‍‌‌‌‍​ ‌ ‌​‌‍‍‌‌ ‌‍‌‍‌‌​ ‌‌ ​​‌ ‌‌‌‍​‍‌‍ ​‌‍‍‌‌ ​ ‌‍‍​‌‍‌‌‌‍‌​​‍​‍‌ ‌
Attractions & Services​​​​‌ ‍ ​‍​‍‌‍ ‌ ​‍‌‍‍‌‌‍‌ ‌‍‍‌‌‍ ‍​‍​‍​ ‍‍​‍​‍‌ ​ ‌‍​‌‌‍ ‍‌‍‍‌‌ ‌​‌ ‍‌​‍ ‍‌‍‍‌‌‍ ​‍​‍​‍ ​​‍​‍‌‍‍​‌ ​‍‌‍‌‌‌‍‌‍​‍​‍​ ‍‍​‍​‍‌‍‍​‌ ‌​‌ ‌​‌ ​​‌ ​ ​ ‍‍​‍ ​‍ ‌‍​ ‌‍‍​‌‍‌‌‌‍ ​‌ ​ ‌‍‌‌‌‍​‌‌ ​​‌‍‍‌‌‍‌‌‌ ​‍‌ ​ ​‍ ‍‌ ​ ‌‍​‌‌‍ ‍‌‍‍‌‌ ‌​‌ ‍‌​‍ ‍‌ ​ ‌ ‌​‌ ‌‌‌‍‌​‌‍‍‌‌‍ ​‍ ‌‍‍‌‌‍ ‍‌ ‌​‌‍‌‌‌‍ ‍‌ ‌​​‍ ‌‍‌‌‌‍‌​‌‍‍‌‌ ‌​​‍ ‌‍ ‌‌‍ ‌‍‌​‌‍‌‌​ ‌‌ ​​‌ ​‍‌‍‌‌‌ ​ ‌‍‌‌‌‍ ‍‌ ‌​‌‍​‌‌ ‌​‌‍‍‌‌‍ ‌‍ ‍​ ‍ ‌‍‍‌‌‍‌​​ ‌‌‍‌‍‌‍ ‌‍ ‌ ‌​‌‍‌‌‌ ​‍​ ‍ ‌ ‌​‌ ‍‌‌ ​​‌‍‌‌​ ‌‌‍‌‍‌‍ ‌‍ ‌ ‌​‌‍‌‌‌ ​‍​ ‍ ‌ ​​‌‍​‌‌ ‌​‌‍‍​​ ‌‌‍​ ‌‍ ‌‍ ​‌ ‌‌‌‍ ‌‌‍ ‍‌ ​ ​‍‌‌​ ‌‌‌​​‍‌‌ ‌‍‍ ‌‍‌‌‌ ‍‌​‍‌‌​ ​ ‌​‌​​‍‌‌​ ​ ‌​‌​​‍‌‌​ ​‍​ ​‍​ ‌‌​ ​ ​ ‌‌​ ‍‌‌‍​ ​ ​‍‌‍‌​​ ‍​‌‍​‌​ ‍​​ ​ ​ ​ ​‍‌‌​ ​‍​ ​‍​‍‌‌​ ‌‌‌​‌​​‍ ‍‌‍ ​‌‍‍‌‌‍ ‍‌‍‍ ‌ ​ ​‍‌‌​ ‌‌‌​​‍‌‌ ‌‍‍ ‌‍‌‌‌ ‍‌​‍‌‌​ ​ ‌​‌​​‍‌‌​ ​ ‌​‌​​‍‌‌​ ​‍​ ​‍​ ​​​ ​ ​ ‍‌​ ‍‌​ ​‍​ ‌​‌‍​‍​ ‌ ​ ​‍​ ‌ ‌‍​‍‌‍‌​​‍‌‌​ ​‍​ ​‍​‍‌‌​ ‌‌‌​‌​​‍ ‍‌‍ ‍‌‍​‌‌‍ ‌‌‍‌‌​ ‌‍​‍‌‍​‌‌ ​ ‌‍‌‌‌‌‌‌‌ ​‍‌‍ ​​ ‌‌‍‍​‌ ‌​‌ ‌​‌ ​​‌ ​ ​‍‌‌​ ​ ‌​​‌​‍‌‌​ ​‍‌​‌‍​‍‌‌​ ​‍‌​‌‍‌‍​ ‌‍‍​‌‍‌‌‌‍ ​‌ ​ ‌‍‌‌‌‍​‌‌ ​​‌‍‍‌‌‍‌‌‌ ​‍‌ ​ ​‍ ‍‌ ​ ‌‍​‌‌‍ ‍‌‍‍‌‌ ‌​‌ ‍‌​‍ ‍‌ ​ ‌ ‌​‌ ‌‌‌‍‌​‌‍‍‌‌‍ ​‍‌‍‌‍‍‌‌‍‌​​ ‌‌‍‌‍‌‍ ‌‍ ‌ ‌​‌‍‌‌‌ ​‍​‍‌‍‌ ‌​‌ ‍‌‌ ​​‌‍‌‌​ ‌‌‍‌‍‌‍ ‌‍ ‌ ‌​‌‍‌‌‌ ​‍​‍‌‍‌ ​​‌‍​‌‌ ‌​‌‍‍​​ ‌‌‍​ ‌‍ ‌‍ ​‌ ‌‌‌‍ ‌‌‍ ‍‌ ​ ​‍‌‌​ ‌‌‌​​‍‌‌ ‌‍‍ ‌‍‌‌‌ ‍‌​‍‌‌​ ​ ‌​‌​​‍‌‌​ ​ ‌​‌​​‍‌‌​ ​‍​ ​‍​ ‌‌​ ​ ​ ‌‌​ ‍‌‌‍​ ​ ​‍‌‍‌​​ ‍​‌‍​‌​ ‍​​ ​ ​ ​ ​‍‌‌​ ​‍​ ​‍​‍‌‌​ ‌‌‌​‌​​‍ ‍‌‍ ​‌‍‍‌‌‍ ‍‌‍‍ ‌ ​ ​‍‌‌​ ‌‌‌​​‍‌‌ ‌‍‍ ‌‍‌‌‌ ‍‌​‍‌‌​ ​ ‌​‌​​‍‌‌​ ​ ‌​‌​​‍‌‌​ ​‍​ ​‍​ ​​​ ​ ​ ‍‌​ ‍‌​ ​‍​ ‌​‌‍​‍​ ‌ ​ ​‍​ ‌ ‌‍​‍‌‍‌​​‍‌‌​ ​‍​ ​‍​‍‌‌​ ‌‌‌​‌​​‍ ‍‌‍ ‍‌‍​‌‌‍ ‌‌‍‌‌​‍‌‍‌ ​​‌‍‌‌‌ ​‍‌ ​ ‌ ​​‌‍‌‌‌‍​ ‌ ‌​‌‍‍‌‌ ‌‍‌‍‌‌​ ‌‌ ​​‌ ‌‌‌‍​‍‌‍ ​‌‍‍‌‌ ​ ‌‍‍​‌‍‌‌‌‍‌​​‍​‍‌ ‌
Stay in Touch​​​​‌ ‍ ​‍​‍‌‍ ‌ ​‍‌‍‍‌‌‍‌ ‌‍‍‌‌‍ ‍​‍​‍​ ‍‍​‍​‍‌ ​ ‌‍​‌‌‍ ‍‌‍‍‌‌ ‌​‌ ‍‌​‍ ‍‌‍‍‌‌‍ ​‍​‍​‍ ​​‍​‍‌‍‍​‌ ​‍‌‍‌‌‌‍‌‍​‍​‍​ ‍‍​‍​‍‌‍‍​‌ ‌​‌ ‌​‌ ​​‌ ​ ​ ‍‍​‍ ​‍ ‌‍​ ‌‍‍​‌‍‌‌‌‍ ​‌ ​ ‌‍‌‌‌‍​‌‌ ​​‌‍‍‌‌‍‌‌‌ ​‍‌ ​ ​‍ ‍‌ ​ ‌‍​‌‌‍ ‍‌‍‍‌‌ ‌​‌ ‍‌​‍ ‍‌ ​ ‌ ‌​‌ ‌‌‌‍‌​‌‍‍‌‌‍ ​‍ ‌‍‍‌‌‍ ‍‌ ‌​‌‍‌‌‌‍ ‍‌ ‌​​‍ ‌‍‌‌‌‍‌​‌‍‍‌‌ ‌​​‍ ‌‍ ‌‌‍ ‌‍‌​‌‍‌‌​ ‌‌ ​​‌ ​‍‌‍‌‌‌ ​ ‌‍‌‌‌‍ ‍‌ ‌​‌‍​‌‌ ‌​‌‍‍‌‌‍ ‌‍ ‍​ ‍ ‌‍‍‌‌‍‌​​ ‌‌‍‌‍‌‍ ‌‍ ‌ ‌​‌‍‌‌‌ ​‍​ ‍ ‌ ‌​‌ ‍‌‌ ​​‌‍‌‌​ ‌‌‍‌‍‌‍ ‌‍ ‌ ‌​‌‍‌‌‌ ​‍​ ‍ ‌ ​​‌‍​‌‌ ‌​‌‍‍​​ ‌‌‍​ ‌‍ ‌‍ ​‌ ‌‌‌‍ ‌‌‍ ‍‌ ​ ​‍‌‌​ ‌‌‌​​‍‌‌ ‌‍‍ ‌‍‌‌‌ ‍‌​‍‌‌​ ​ ‌​‌​​‍‌‌​ ​ ‌​‌​​‍‌‌​ ​‍​ ​‍​ ‍​‌‍​‍‌‍‌​​ ​‌‌‍​‍‌‍‌‌‌‍‌‌‌‍‌​‌‍​‌​ ​‍‌‍‌‌‌‍​‌​‍‌‌​ ​‍​ ​‍​‍‌‌​ ‌‌‌​‌​​‍ ‍‌ ‌​‌‍‍‌‌ ‌​‌‍ ​‌‍‌‌​ ‌‍​‍‌‍​‌‌ ​ ‌‍‌‌‌‌‌‌‌ ​‍‌‍ ​​ ‌‌‍‍​‌ ‌​‌ ‌​‌ ​​‌ ​ ​‍‌‌​ ​ ‌​​‌​‍‌‌​ ​‍‌​‌‍​‍‌‌​ ​‍‌​‌‍‌‍​ ‌‍‍​‌‍‌‌‌‍ ​‌ ​ ‌‍‌‌‌‍​‌‌ ​​‌‍‍‌‌‍‌‌‌ ​‍‌ ​ ​‍ ‍‌ ​ ‌‍​‌‌‍ ‍‌‍‍‌‌ ‌​‌ ‍‌​‍ ‍‌ ​ ‌ ‌​‌ ‌‌‌‍‌​‌‍‍‌‌‍ ​‍‌‍‌‍‍‌‌‍‌​​ ‌‌‍‌‍‌‍ ‌‍ ‌ ‌​‌‍‌‌‌ ​‍​‍‌‍‌ ‌​‌ ‍‌‌ ​​‌‍‌‌​ ‌‌‍‌‍‌‍ ‌‍ ‌ ‌​‌‍‌‌‌ ​‍​‍‌‍‌ ​​‌‍​‌‌ ‌​‌‍‍​​ ‌‌‍​ ‌‍ ‌‍ ​‌ ‌‌‌‍ ‌‌‍ ‍‌ ​ ​‍‌‌​ ‌‌‌​​‍‌‌ ‌‍‍ ‌‍‌‌‌ ‍‌​‍‌‌​ ​ ‌​‌​​‍‌‌​ ​ ‌​‌​​‍‌‌​ ​‍​ ​‍​ ‍​‌‍​‍‌‍‌​​ ​‌‌‍​‍‌‍‌‌‌‍‌‌‌‍‌​‌‍​‌​ ​‍‌‍‌‌‌‍​‌​‍‌‌​ ​‍​ ​‍​‍‌‌​ ‌‌‌​‌​​‍ ‍‌ ‌​‌‍‍‌‌ ‌​‌‍ ​‌‍‌‌​‍‌‍‌ ​​‌‍‌‌‌ ​‍‌ ​ ‌ ​​‌‍‌‌‌‍​ ‌ ‌​‌‍‍‌‌ ‌‍‌‍‌‌​ ‌‌ ​​‌ ‌‌‌‍​‍‌‍ ​‌‍‍‌‌ ​ ‌‍‍​‌‍‌‌‌‍‌​​‍​‍‌ ‌
News + Press​​​​‌ ‍ ​‍​‍‌‍ ‌ ​‍‌‍‍‌‌‍‌ ‌‍‍‌‌‍ ‍​‍​‍​ ‍‍​‍​‍‌ ​ ‌‍​‌‌‍ ‍‌‍‍‌‌ ‌​‌ ‍‌​‍ ‍‌‍‍‌‌‍ ​‍​‍​‍ ​​‍​‍‌‍‍​‌ ​‍‌‍‌‌‌‍‌‍​‍​‍​ ‍‍​‍​‍‌‍‍​‌ ‌​‌ ‌​‌ ​​‌ ​ ​ ‍‍​‍ ​‍ ‌‍​ ‌‍‍​‌‍‌‌‌‍ ​‌ ​ ‌‍‌‌‌‍​‌‌ ​​‌‍‍‌‌‍‌‌‌ ​‍‌ ​ ​‍ ‍‌ ​ ‌‍​‌‌‍ ‍‌‍‍‌‌ ‌​‌ ‍‌​‍ ‍‌ ​ ‌ ‌​‌ ‌‌‌‍‌​‌‍‍‌‌‍ ​‍ ‌‍‍‌‌‍ ‍‌ ‌​‌‍‌‌‌‍ ‍‌ ‌​​‍ ‌‍‌‌‌‍‌​‌‍‍‌‌ ‌​​‍ ‌‍ ‌‌‍ ‌‍‌​‌‍‌‌​ ‌‌ ​​‌ ​‍‌‍‌‌‌ ​ ‌‍‌‌‌‍ ‍‌ ‌​‌‍​‌‌ ‌​‌‍‍‌‌‍ ‌‍ ‍​ ‍ ‌‍‍‌‌‍‌​​ ‌‌‍‌‍‌‍ ‌‍ ‌ ‌​‌‍‌‌‌ ​‍​ ‍ ‌ ‌​‌ ‍‌‌ ​​‌‍‌‌​ ‌‌‍‌‍‌‍ ‌‍ ‌ ‌​‌‍‌‌‌ ​‍​ ‍ ‌ ​​‌‍​‌‌ ‌​‌‍‍​​ ‌‌‍​ ‌‍ ‌‍ ​‌ ‌‌‌‍ ‌‌‍ ‍‌ ​ ​‍‌‌​ ‌‌‌​​‍‌‌ ‌‍‍ ‌‍‌‌‌ ‍‌​‍‌‌​ ​ ‌​‌​​‍‌‌​ ​ ‌​‌​​‍‌‌​ ​‍​ ​‍​ ‍​‌‍​‍‌‍‌​​ ​‌‌‍​‍‌‍‌‌‌‍‌‌‌‍‌​‌‍​‌​ ​‍‌‍‌‌‌‍​‌​‍‌‌​ ​‍​ ​‍​‍‌‌​ ‌‌‌​‌​​‍ ‍‌‍ ​‌‍‍‌‌‍ ‍‌‍‍ ‌ ​ ​‍‌‌​ ‌‌‌​​‍‌‌ ‌‍‍ ‌‍‌‌‌ ‍‌​‍‌‌​ ​ ‌​‌​​‍‌‌​ ​ ‌​‌​​‍‌‌​ ​‍​ ​‍‌‍‌‍​ ‌‌​ ​‍​ ‍‌‌‍​‌‌‍‌​​ ‍​‌‍​‍​ ‍‌​ ​‍​ ‌​​ ​ ​‍‌‌​ ​‍​ ​‍​‍‌‌​ ‌‌‌​‌​​‍ ‍‌‍ ‍‌‍​‌‌‍ ‌‌‍‌‌​ ‌‍​‍‌‍​‌‌ ​ ‌‍‌‌‌‌‌‌‌ ​‍‌‍ ​​ ‌‌‍‍​‌ ‌​‌ ‌​‌ ​​‌ ​ ​‍‌‌​ ​ ‌​​‌​‍‌‌​ ​‍‌​‌‍​‍‌‌​ ​‍‌​‌‍‌‍​ ‌‍‍​‌‍‌‌‌‍ ​‌ ​ ‌‍‌‌‌‍​‌‌ ​​‌‍‍‌‌‍‌‌‌ ​‍‌ ​ ​‍ ‍‌ ​ ‌‍​‌‌‍ ‍‌‍‍‌‌ ‌​‌ ‍‌​‍ ‍‌ ​ ‌ ‌​‌ ‌‌‌‍‌​‌‍‍‌‌‍ ​‍‌‍‌‍‍‌‌‍‌​​ ‌‌‍‌‍‌‍ ‌‍ ‌ ‌​‌‍‌‌‌ ​‍​‍‌‍‌ ‌​‌ ‍‌‌ ​​‌‍‌‌​ ‌‌‍‌‍‌‍ ‌‍ ‌ ‌​‌‍‌‌‌ ​‍​‍‌‍‌ ​​‌‍​‌‌ ‌​‌‍‍​​ ‌‌‍​ ‌‍ ‌‍ ​‌ ‌‌‌‍ ‌‌‍ ‍‌ ​ ​‍‌‌​ ‌‌‌​​‍‌‌ ‌‍‍ ‌‍‌‌‌ ‍‌​‍‌‌​ ​ ‌​‌​​‍‌‌​ ​ ‌​‌​​‍‌‌​ ​‍​ ​‍​ ‍​‌‍​‍‌‍‌​​ ​‌‌‍​‍‌‍‌‌‌‍‌‌‌‍‌​‌‍​‌​ ​‍‌‍‌‌‌‍​‌​‍‌‌​ ​‍​ ​‍​‍‌‌​ ‌‌‌​‌​​‍ ‍‌‍ ​‌‍‍‌‌‍ ‍‌‍‍ ‌ ​ ​‍‌‌​ ‌‌‌​​‍‌‌ ‌‍‍ ‌‍‌‌‌ ‍‌​‍‌‌​ ​ ‌​‌​​‍‌‌​ ​ ‌​‌​​‍‌‌​ ​‍​ ​‍‌‍‌‍​ ‌‌​ ​‍​ ‍‌‌‍​‌‌‍‌​​ ‍​‌‍​‍​ ‍‌​ ​‍​ ‌​​ ​ ​‍‌‌​ ​‍​ ​‍​‍‌‌​ ‌‌‌​‌​​‍ ‍‌‍ ‍‌‍​‌‌‍ ‌‌‍‌‌​‍‌‍‌ ​​‌‍‌‌‌ ​‍‌ ​ ‌ ​​‌‍‌‌‌‍​ ‌ ‌​‌‍‍‌‌ ‌‍‌‍‌‌​ ‌‌ ​​‌ ‌‌‌‍​‍‌‍ ​‌‍‍‌‌ ​ ‌‍‍​‌‍‌‌‌‍‌​​‍​‍‌ ‌
@chelseapiersnyc​​​​‌ ‍ ​‍​‍‌‍ ‌ ​‍‌‍‍‌‌‍‌ ‌‍‍‌‌‍ ‍​‍​‍​ ‍‍​‍​‍‌ ​ ‌‍​‌‌‍ ‍‌‍‍‌‌ ‌​‌ ‍‌​‍ ‍‌‍‍‌‌‍ ​‍​‍​‍ ​​‍​‍‌‍‍​‌ ​‍‌‍‌‌‌‍‌‍​‍​‍​ ‍‍​‍​‍‌‍‍​‌ ‌​‌ ‌​‌ ​​‌ ​ ​ ‍‍​‍ ​‍ ‌‍​ ‌‍‍​‌‍‌‌‌‍ ​‌ ​ ‌‍‌‌‌‍​‌‌ ​​‌‍‍‌‌‍‌‌‌ ​‍‌ ​ ​‍ ‍‌ ​ ‌‍​‌‌‍ ‍‌‍‍‌‌ ‌​‌ ‍‌​‍ ‍‌ ​ ‌ ‌​‌ ‌‌‌‍‌​‌‍‍‌‌‍ ​‍ ‌‍‍‌‌‍ ‍‌ ‌​‌‍‌‌‌‍ ‍‌ ‌​​‍ ‌‍‌‌‌‍‌​‌‍‍‌‌ ‌​​‍ ‌‍ ‌‌‍ ‌‍‌​‌‍‌‌​ ‌‌ ​​‌ ​‍‌‍‌‌‌ ​ ‌‍‌‌‌‍ ‍‌ ‌​‌‍​‌‌ ‌​‌‍‍‌‌‍ ‌‍ ‍​ ‍ ‌‍‍‌‌‍‌​​ ‌‌‍‌‍‌‍ ‌‍ ‌ ‌​‌‍‌‌‌ ​‍​ ‍ ‌ ‌​‌ ‍‌‌ ​​‌‍‌‌​ ‌‌‍‌‍‌‍ ‌‍ ‌ ‌​‌‍‌‌‌ ​‍​ ‍ ‌ ​​‌‍​‌‌ ‌​‌‍‍​​ ‌‌‍​ ‌‍ ‌‍ ​‌ ‌‌‌‍ ‌‌‍ ‍‌ ​ ​‍‌‌​ ‌‌‌​​‍‌‌ ‌‍‍ ‌‍‌‌‌ ‍‌​‍‌‌​ ​ ‌​‌​​‍‌‌​ ​ ‌​‌​​‍‌‌​ ​‍​ ​‍​ ‍​‌‍​‍‌‍‌​​ ​‌‌‍​‍‌‍‌‌‌‍‌‌‌‍‌​‌‍​‌​ ​‍‌‍‌‌‌‍​‌​‍‌‌​ ​‍​ ​‍​‍‌‌​ ‌‌‌​‌​​‍ ‍‌‍ ​‌‍‍‌‌‍ ‍‌‍‍ ‌ ​ ​‍‌‌​ ‌‌‌​​‍‌‌ ‌‍‍ ‌‍‌‌‌ ‍‌​‍‌‌​ ​ ‌​‌​​‍‌‌​ ​ ‌​‌​​‍‌‌​ ​‍​ ​‍​ ‌​​ ​ ​ ​​‌‍‌‌‌‍​ ‌‍​‌​ ​​​ ‌​‌‍‌‌‌‍‌‍​ ‌​​ ‍‌​‍‌‌​ ​‍​ ​‍​‍‌‌​ ‌‌‌​‌​​‍ ‍‌‍ ‍‌‍​‌‌‍ ‌‌‍‌‌​ ‌‍​‍‌‍​‌‌ ​ ‌‍‌‌‌‌‌‌‌ ​‍‌‍ ​​ ‌‌‍‍​‌ ‌​‌ ‌​‌ ​​‌ ​ ​‍‌‌​ ​ ‌​​‌​‍‌‌​ ​‍‌​‌‍​‍‌‌​ ​‍‌​‌‍‌‍​ ‌‍‍​‌‍‌‌‌‍ ​‌ ​ ‌‍‌‌‌‍​‌‌ ​​‌‍‍‌‌‍‌‌‌ ​‍‌ ​ ​‍ ‍‌ ​ ‌‍​‌‌‍ ‍‌‍‍‌‌ ‌​‌ ‍‌​‍ ‍‌ ​ ‌ ‌​‌ ‌‌‌‍‌​‌‍‍‌‌‍ ​‍‌‍‌‍‍‌‌‍‌​​ ‌‌‍‌‍‌‍ ‌‍ ‌ ‌​‌‍‌‌‌ ​‍​‍‌‍‌ ‌​‌ ‍‌‌ ​​‌‍‌‌​ ‌‌‍‌‍‌‍ ‌‍ ‌ ‌​‌‍‌‌‌ ​‍​‍‌‍‌ ​​‌‍​‌‌ ‌​‌‍‍​​ ‌‌‍​ ‌‍ ‌‍ ​‌ ‌‌‌‍ ‌‌‍ ‍‌ ​ ​‍‌‌​ ‌‌‌​​‍‌‌ ‌‍‍ ‌‍‌‌‌ ‍‌​‍‌‌​ ​ ‌​‌​​‍‌‌​ ​ ‌​‌​​‍‌‌​ ​‍​ ​‍​ ‍​‌‍​‍‌‍‌​​ ​‌‌‍​‍‌‍‌‌‌‍‌‌‌‍‌​‌‍​‌​ ​‍‌‍‌‌‌‍​‌​‍‌‌​ ​‍​ ​‍​‍‌‌​ ‌‌‌​‌​​‍ ‍‌‍ ​‌‍‍‌‌‍ ‍‌‍‍ ‌ ​ ​‍‌‌​ ‌‌‌​​‍‌‌ ‌‍‍ ‌‍‌‌‌ ‍‌​‍‌‌​ ​ ‌​‌​​‍‌‌​ ​ ‌​‌​​‍‌‌​ ​‍​ ​‍​ ‌​​ ​ ​ ​​‌‍‌‌‌‍​ ‌‍​‌​ ​​​ ‌​‌‍‌‌‌‍‌‍​ ‌​​ ‍‌​‍‌‌​ ​‍​ ​‍​‍‌‌​ ‌‌‌​‌​​‍ ‍‌‍ ‍‌‍​‌‌‍ ‌‌‍‌‌​‍‌‍‌ ​​‌‍‌‌‌ ​‍‌ ​ ‌ ​​‌‍‌‌‌‍​ ‌ ‌​‌‍‍‌‌ ‌‍‌‍‌‌​ ‌‌ ​​‌ ‌‌‌‍​‍‌‍ ​‌‍‍‌‌ ​ ‌‍‍​‌‍‌‌‌‍‌​​‍​‍‌ ‌
@chelseapiersbrooklyn​​​​‌ ‍ ​‍​‍‌‍ ‌ ​‍‌‍‍‌‌‍‌ ‌‍‍‌‌‍ ‍​‍​‍​ ‍‍​‍​‍‌ ​ ‌‍​‌‌‍ ‍‌‍‍‌‌ ‌​‌ ‍‌​‍ ‍‌‍‍‌‌‍ ​‍​‍​‍ ​​‍​‍‌‍‍​‌ ​‍‌‍‌‌‌‍‌‍​‍​‍​ ‍‍​‍​‍‌‍‍​‌ ‌​‌ ‌​‌ ​​‌ ​ ​ ‍‍​‍ ​‍ ‌‍​ ‌‍‍​‌‍‌‌‌‍ ​‌ ​ ‌‍‌‌‌‍​‌‌ ​​‌‍‍‌‌‍‌‌‌ ​‍‌ ​ ​‍ ‍‌ ​ ‌‍​‌‌‍ ‍‌‍‍‌‌ ‌​‌ ‍‌​‍ ‍‌ ​ ‌ ‌​‌ ‌‌‌‍‌​‌‍‍‌‌‍ ​‍ ‌‍‍‌‌‍ ‍‌ ‌​‌‍‌‌‌‍ ‍‌ ‌​​‍ ‌‍‌‌‌‍‌​‌‍‍‌‌ ‌​​‍ ‌‍ ‌‌‍ ‌‍‌​‌‍‌‌​ ‌‌ ​​‌ ​‍‌‍‌‌‌ ​ ‌‍‌‌‌‍ ‍‌ ‌​‌‍​‌‌ ‌​‌‍‍‌‌‍ ‌‍ ‍​ ‍ ‌‍‍‌‌‍‌​​ ‌‌‍‌‍‌‍ ‌‍ ‌ ‌​‌‍‌‌‌ ​‍​ ‍ ‌ ‌​‌ ‍‌‌ ​​‌‍‌‌​ ‌‌‍‌‍‌‍ ‌‍ ‌ ‌​‌‍‌‌‌ ​‍​ ‍ ‌ ​​‌‍​‌‌ ‌​‌‍‍​​ ‌‌‍​ ‌‍ ‌‍ ​‌ ‌‌‌‍ ‌‌‍ ‍‌ ​ ​‍‌‌​ ‌‌‌​​‍‌‌ ‌‍‍ ‌‍‌‌‌ ‍‌​‍‌‌​ ​ ‌​‌​​‍‌‌​ ​ ‌​‌​​‍‌‌​ ​‍​ ​‍​ ‍​‌‍​‍‌‍‌​​ ​‌‌‍​‍‌‍‌‌‌‍‌‌‌‍‌​‌‍​‌​ ​‍‌‍‌‌‌‍​‌​‍‌‌​ ​‍​ ​‍​‍‌‌​ ‌‌‌​‌​​‍ ‍‌‍ ​‌‍‍‌‌‍ ‍‌‍‍ ‌ ​ ​‍‌‌​ ‌‌‌​​‍‌‌ ‌‍‍ ‌‍‌‌‌ ‍‌​‍‌‌​ ​ ‌​‌​​‍‌‌​ ​ ‌​‌​​‍‌‌​ ​‍​ ​‍​ ​ ​ ‌ ​ ‍​​ ​‌‌‍‌​​ ​‍‌‍‌​‌‍​‍‌‍‌‌​ ‌ ​ ​‍​ ​​​ ‌‍​ ‍‌​ ‌‌​ ​ ​ ​‍​ ‌​‌‍‌‍‌‍‌‍‌‍​‌​ ‌‌​ ‌‌‌‍​‍‌‍​ ‌‍‌‌​ ‌‌‌‍‌‌‌‍​ ‌‍​‌​ ‍​​ ​‍​‍‌‌​ ​‍​ ​‍​‍‌‌​ ‌‌‌​‌​​‍ ‍‌‍ ‍‌‍​‌‌‍ ‌‌‍‌‌​ ‌‍​‍‌‍​‌‌ ​ ‌‍‌‌‌‌‌‌‌ ​‍‌‍ ​​ ‌‌‍‍​‌ ‌​‌ ‌​‌ ​​‌ ​ ​‍‌‌​ ​ ‌​​‌​‍‌‌​ ​‍‌​‌‍​‍‌‌​ ​‍‌​‌‍‌‍​ ‌‍‍​‌‍‌‌‌‍ ​‌ ​ ‌‍‌‌‌‍​‌‌ ​​‌‍‍‌‌‍‌‌‌ ​‍‌ ​ ​‍ ‍‌ ​ ‌‍​‌‌‍ ‍‌‍‍‌‌ ‌​‌ ‍‌​‍ ‍‌ ​ ‌ ‌​‌ ‌‌‌‍‌​‌‍‍‌‌‍ ​‍‌‍‌‍‍‌‌‍‌​​ ‌‌‍‌‍‌‍ ‌‍ ‌ ‌​‌‍‌‌‌ ​‍​‍‌‍‌ ‌​‌ ‍‌‌ ​​‌‍‌‌​ ‌‌‍‌‍‌‍ ‌‍ ‌ ‌​‌‍‌‌‌ ​‍​‍‌‍‌ ​​‌‍​‌‌ ‌​‌‍‍​​ ‌‌‍​ ‌‍ ‌‍ ​‌ ‌‌‌‍ ‌‌‍ ‍‌ ​ ​‍‌‌​ ‌‌‌​​‍‌‌ ‌‍‍ ‌‍‌‌‌ ‍‌​‍‌‌​ ​ ‌​‌​​‍‌‌​ ​ ‌​‌​​‍‌‌​ ​‍​ ​‍​ ‍​‌‍​‍‌‍‌​​ ​‌‌‍​‍‌‍‌‌‌‍‌‌‌‍‌​‌‍​‌​ ​‍‌‍‌‌‌‍​‌​‍‌‌​ ​‍​ ​‍​‍‌‌​ ‌‌‌​‌​​‍ ‍‌‍ ​‌‍‍‌‌‍ ‍‌‍‍ ‌ ​ ​‍‌‌​ ‌‌‌​​‍‌‌ ‌‍‍ ‌‍‌‌‌ ‍‌​‍‌‌​ ​ ‌​‌​​‍‌‌​ ​ ‌​‌​​‍‌‌​ ​‍​ ​‍​ ​ ​ ‌ ​ ‍​​ ​‌‌‍‌​​ ​‍‌‍‌​‌‍​‍‌‍‌‌​ ‌ ​ ​‍​ ​​​ ‌‍​ ‍‌​ ‌‌​ ​ ​ ​‍​ ‌​‌‍‌‍‌‍‌‍‌‍​‌​ ‌‌​ ‌‌‌‍​‍‌‍​ ‌‍‌‌​ ‌‌‌‍‌‌‌‍​ ‌‍​‌​ ‍​​ ​‍​‍‌‌​ ​‍​ ​‍​‍‌‌​ ‌‌‌​‌​​‍ ‍‌‍ ‍‌‍​‌‌‍ ‌‌‍‌‌​‍‌‍‌ ​​‌‍‌‌‌ ​‍‌ ​ ‌ ​​‌‍‌‌‌‍​ ‌ ‌​‌‍‍‌‌ ‌‍‌‍‌‌​ ‌‌ ​​‌ ‌‌‌‍​‍‌‍ ​‌‍‍‌‌ ​ ‌‍‍​‌‍‌‌‌‍‌​​‍​‍‌ ‌
@chelseapiersct​​​​‌ ‍ ​‍​‍‌‍ ‌ ​‍‌‍‍‌‌‍‌ ‌‍‍‌‌‍ ‍​‍​‍​ ‍‍​‍​‍‌ ​ ‌‍​‌‌‍ ‍‌‍‍‌‌ ‌​‌ ‍‌​‍ ‍‌‍‍‌‌‍ ​‍​‍​‍ ​​‍​‍‌‍‍​‌ ​‍‌‍‌‌‌‍‌‍​‍​‍​ ‍‍​‍​‍‌‍‍​‌ ‌​‌ ‌​‌ ​​‌ ​ ​ ‍‍​‍ ​‍ ‌‍​ ‌‍‍​‌‍‌‌‌‍ ​‌ ​ ‌‍‌‌‌‍​‌‌ ​​‌‍‍‌‌‍‌‌‌ ​‍‌ ​ ​‍ ‍‌ ​ ‌‍​‌‌‍ ‍‌‍‍‌‌ ‌​‌ ‍‌​‍ ‍‌ ​ ‌ ‌​‌ ‌‌‌‍‌​‌‍‍‌‌‍ ​‍ ‌‍‍‌‌‍ ‍‌ ‌​‌‍‌‌‌‍ ‍‌ ‌​​‍ ‌‍‌‌‌‍‌​‌‍‍‌‌ ‌​​‍ ‌‍ ‌‌‍ ‌‍‌​‌‍‌‌​ ‌‌ ​​‌ ​‍‌‍‌‌‌ ​ ‌‍‌‌‌‍ ‍‌ ‌​‌‍​‌‌ ‌​‌‍‍‌‌‍ ‌‍ ‍​ ‍ ‌‍‍‌‌‍‌​​ ‌‌‍‌‍‌‍ ‌‍ ‌ ‌​‌‍‌‌‌ ​‍​ ‍ ‌ ‌​‌ ‍‌‌ ​​‌‍‌‌​ ‌‌‍‌‍‌‍ ‌‍ ‌ ‌​‌‍‌‌‌ ​‍​ ‍ ‌ ​​‌‍​‌‌ ‌​‌‍‍​​ ‌‌‍​ ‌‍ ‌‍ ​‌ ‌‌‌‍ ‌‌‍ ‍‌ ​ ​‍‌‌​ ‌‌‌​​‍‌‌ ‌‍‍ ‌‍‌‌‌ ‍‌​‍‌‌​ ​ ‌​‌​​‍‌‌​ ​ ‌​‌​​‍‌‌​ ​‍​ ​‍​ ‍​‌‍​‍‌‍‌​​ ​‌‌‍​‍‌‍‌‌‌‍‌‌‌‍‌​‌‍​‌​ ​‍‌‍‌‌‌‍​‌​‍‌‌​ ​‍​ ​‍​‍‌‌​ ‌‌‌​‌​​‍ ‍‌‍ ​‌‍‍‌‌‍ ‍‌‍‍ ‌ ​ ​‍‌‌​ ‌‌‌​​‍‌‌ ‌‍‍ ‌‍‌‌‌ ‍‌​‍‌‌​ ​ ‌​‌​​‍‌‌​ ​ ‌​‌​​‍‌‌​ ​‍​ ​‍‌‍​‌‌‍‌​​ ‌ ‌‍‌‌‌‍​ ​ ‌‌​ ‌‍​ ‌​​ ​​​ ‌ ‌‍​‍‌‍​‌‌‍‌​​ ‌‍‌‍‌‍​ ‍​​ ‍‌‌‍‌‍‌‍​‍​ ‌‍‌‍​‍​ ​​​ ‌​​ ​ ‌‍‌​‌‍​‍​ ​‌​ ‌‍​ ​ ​ ‌ ​ ​‌​ ‌‍​‍‌‌​ ​‍​ ​‍​‍‌‌​ ‌‌‌​‌​​‍ ‍‌‍ ‍‌‍​‌‌‍ ‌‌‍‌‌​ ‌‍​‍‌‍​‌‌ ​ ‌‍‌‌‌‌‌‌‌ ​‍‌‍ ​​ ‌‌‍‍​‌ ‌​‌ ‌​‌ ​​‌ ​ ​‍‌‌​ ​ ‌​​‌​‍‌‌​ ​‍‌​‌‍​‍‌‌​ ​‍‌​‌‍‌‍​ ‌‍‍​‌‍‌‌‌‍ ​‌ ​ ‌‍‌‌‌‍​‌‌ ​​‌‍‍‌‌‍‌‌‌ ​‍‌ ​ ​‍ ‍‌ ​ ‌‍​‌‌‍ ‍‌‍‍‌‌ ‌​‌ ‍‌​‍ ‍‌ ​ ‌ ‌​‌ ‌‌‌‍‌​‌‍‍‌‌‍ ​‍‌‍‌‍‍‌‌‍‌​​ ‌‌‍‌‍‌‍ ‌‍ ‌ ‌​‌‍‌‌‌ ​‍​‍‌‍‌ ‌​‌ ‍‌‌ ​​‌‍‌‌​ ‌‌‍‌‍‌‍ ‌‍ ‌ ‌​‌‍‌‌‌ ​‍​‍‌‍‌ ​​‌‍​‌‌ ‌​‌‍‍​​ ‌‌‍​ ‌‍ ‌‍ ​‌ ‌‌‌‍ ‌‌‍ ‍‌ ​ ​‍‌‌​ ‌‌‌​​‍‌‌ ‌‍‍ ‌‍‌‌‌ ‍‌​‍‌‌​ ​ ‌​‌​​‍‌‌​ ​ ‌​‌​​‍‌‌​ ​‍​ ​‍​ ‍​‌‍​‍‌‍‌​​ ​‌‌‍​‍‌‍‌‌‌‍‌‌‌‍‌​‌‍​‌​ ​‍‌‍‌‌‌‍​‌​‍‌‌​ ​‍​ ​‍​‍‌‌​ ‌‌‌​‌​​‍ ‍‌‍ ​‌‍‍‌‌‍ ‍‌‍‍ ‌ ​ ​‍‌‌​ ‌‌‌​​‍‌‌ ‌‍‍ ‌‍‌‌‌ ‍‌​‍‌‌​ ​ ‌​‌​​‍‌‌​ ​ ‌​‌​​‍‌‌​ ​‍​ ​‍‌‍​‌‌‍‌​​ ‌ ‌‍‌‌‌‍​ ​ ‌‌​ ‌‍​ ‌​​ ​​​ ‌ ‌‍​‍‌‍​‌‌‍‌​​ ‌‍‌‍‌‍​ ‍​​ ‍‌‌‍‌‍‌‍​‍​ ‌‍‌‍​‍​ ​​​ ‌​​ ​ ‌‍‌​‌‍​‍​ ​‌​ ‌‍​ ​ ​ ‌ ​ ​‌​ ‌‍​‍‌‌​ ​‍​ ​‍​‍‌‌​ ‌‌‌​‌​​‍ ‍‌‍ ‍‌‍​‌‌‍ ‌‌‍‌‌​‍‌‍‌ ​​‌‍‌‌‌ ​‍‌ ​ ‌ ​​‌‍‌‌‌‍​ ‌ ‌​‌‍‍‌‌ ‌‍‌‍‌‌​ ‌‌ ​​‌ ‌‌‌‍​‍‌‍ ​‌‍‍‌‌ ​ ‌‍‍​‌‍‌‌‌‍‌​​‍​‍‌ ‌
Locations​​​​‌ ‍ ​‍​‍‌‍ ‌ ​‍‌‍‍‌‌‍‌ ‌‍‍‌‌‍ ‍​‍​‍​ ‍‍​‍​‍‌ ​ ‌‍​‌‌‍ ‍‌‍‍‌‌ ‌​‌ ‍‌​‍ ‍‌‍‍‌‌‍ ​‍​‍​‍ ​​‍​‍‌‍‍​‌ ​‍‌‍‌‌‌‍‌‍​‍​‍​ ‍‍​‍​‍‌‍‍​‌ ‌​‌ ‌​‌ ​​‌ ​ ​ ‍‍​‍ ​‍ ‌‍​ ‌‍‍​‌‍‌‌‌‍ ​‌ ​ ‌‍‌‌‌‍​‌‌ ​​‌‍‍‌‌‍‌‌‌ ​‍‌ ​ ​‍ ‍‌ ​ ‌‍​‌‌‍ ‍‌‍‍‌‌ ‌​‌ ‍‌​‍ ‍‌ ​ ‌ ‌​‌ ‌‌‌‍‌​‌‍‍‌‌‍ ​‍ ‌‍‍‌‌‍ ‍‌ ‌​‌‍‌‌‌‍ ‍‌ ‌​​‍ ‌‍‌‌‌‍‌​‌‍‍‌‌ ‌​​‍ ‌‍ ‌‌‍ ‌‍‌​‌‍‌‌​ ‌‌ ​​‌ ​‍‌‍‌‌‌ ​ ‌‍‌‌‌‍ ‍‌ ‌​‌‍​‌‌ ‌​‌‍‍‌‌‍ ‌‍ ‍​ ‍ ‌‍‍‌‌‍‌​​ ‌‌‍‌‍‌‍ ‌‍ ‌ ‌​‌‍‌‌‌ ​‍​ ‍ ‌ ‌​‌ ‍‌‌ ​​‌‍‌‌​ ‌‌‍‌‍‌‍ ‌‍ ‌ ‌​‌‍‌‌‌ ​‍​ ‍ ‌ ​​‌‍​‌‌ ‌​‌‍‍​​ ‌‌‍​ ‌‍ ‌‍ ​‌ ‌‌‌‍ ‌‌‍ ‍‌ ​ ​‍‌‌​ ‌‌‌​​‍‌‌ ‌‍‍ ‌‍‌‌‌ ‍‌​‍‌‌​ ​ ‌​‌​​‍‌‌​ ​ ‌​‌​​‍‌‌​ ​‍​ ​‍‌‍‌‌‌‍​‍​ ​‍​ ‍​‌‍​ ​ ‌‌‌‍​ ‌‍​ ‌‍‌‌‌‍​‍‌‍​‌​ ​‌​‍‌‌​ ​‍​ ​‍​‍‌‌​ ‌‌‌​‌​​‍ ‍‌ ‌​‌‍‍‌‌ ‌​‌‍ ​‌‍‌‌​ ‌‍​‍‌‍​‌‌ ​ ‌‍‌‌‌‌‌‌‌ ​‍‌‍ ​​ ‌‌‍‍​‌ ‌​‌ ‌​‌ ​​‌ ​ ​‍‌‌​ ​ ‌​​‌​‍‌‌​ ​‍‌​‌‍​‍‌‌​ ​‍‌​‌‍‌‍​ ‌‍‍​‌‍‌‌‌‍ ​‌ ​ ‌‍‌‌‌‍​‌‌ ​​‌‍‍‌‌‍‌‌‌ ​‍‌ ​ ​‍ ‍‌ ​ ‌‍​‌‌‍ ‍‌‍‍‌‌ ‌​‌ ‍‌​‍ ‍‌ ​ ‌ ‌​‌ ‌‌‌‍‌​‌‍‍‌‌‍ ​‍‌‍‌‍‍‌‌‍‌​​ ‌‌‍‌‍‌‍ ‌‍ ‌ ‌​‌‍‌‌‌ ​‍​‍‌‍‌ ‌​‌ ‍‌‌ ​​‌‍‌‌​ ‌‌‍‌‍‌‍ ‌‍ ‌ ‌​‌‍‌‌‌ ​‍​‍‌‍‌ ​​‌‍​‌‌ ‌​‌‍‍​​ ‌‌‍​ ‌‍ ‌‍ ​‌ ‌‌‌‍ ‌‌‍ ‍‌ ​ ​‍‌‌​ ‌‌‌​​‍‌‌ ‌‍‍ ‌‍‌‌‌ ‍‌​‍‌‌​ ​ ‌​‌​​‍‌‌​ ​ ‌​‌​​‍‌‌​ ​‍​ ​‍‌‍‌‌‌‍​‍​ ​‍​ ‍​‌‍​ ​ ‌‌‌‍​ ‌‍​ ‌‍‌‌‌‍​‍‌‍​‌​ ​‌​‍‌‌​ ​‍​ ​‍​‍‌‌​ ‌‌‌​‌​​‍ ‍‌ ‌​‌‍‍‌‌ ‌​‌‍ ​‌‍‌‌​‍‌‍‌ ​​‌‍‌‌‌ ​‍‌ ​ ‌ ​​‌‍‌‌‌‍​ ‌ ‌​‌‍‍‌‌ ‌‍‌‍‌‌​ ‌‌ ​​‌ ‌‌‌‍​‍‌‍ ​‌‍‍‌‌ ​ ‌‍‍​‌‍‌‌‌‍‌​​‍​‍‌ ‌
Fitness​​​​‌ ‍ ​‍​‍‌‍ ‌ ​‍‌‍‍‌‌‍‌ ‌‍‍‌‌‍ ‍​‍​‍​ ‍‍​‍​‍‌ ​ ‌‍​‌‌‍ ‍‌‍‍‌‌ ‌​‌ ‍‌​‍ ‍‌‍‍‌‌‍ ​‍​‍​‍ ​​‍​‍‌‍‍​‌ ​‍‌‍‌‌‌‍‌‍​‍​‍​ ‍‍​‍​‍‌‍‍​‌ ‌​‌ ‌​‌ ​​‌ ​ ​ ‍‍​‍ ​‍ ‌‍​ ‌‍‍​‌‍‌‌‌‍ ​‌ ​ ‌‍‌‌‌‍​‌‌ ​​‌‍‍‌‌‍‌‌‌ ​‍‌ ​ ​‍ ‍‌ ​ ‌‍​‌‌‍ ‍‌‍‍‌‌ ‌​‌ ‍‌​‍ ‍‌ ​ ‌ ‌​‌ ‌‌‌‍‌​‌‍‍‌‌‍ ​‍ ‌‍‍‌‌‍ ‍‌ ‌​‌‍‌‌‌‍ ‍‌ ‌​​‍ ‌‍‌‌‌‍‌​‌‍‍‌‌ ‌​​‍ ‌‍ ‌‌‍ ‌‍‌​‌‍‌‌​ ‌‌ ​​‌ ​‍‌‍‌‌‌ ​ ‌‍‌‌‌‍ ‍‌ ‌​‌‍​‌‌ ‌​‌‍‍‌‌‍ ‌‍ ‍​ ‍ ‌‍‍‌‌‍‌​​ ‌‌‍‌‍‌‍ ‌‍ ‌ ‌​‌‍‌‌‌ ​‍​ ‍ ‌ ‌​‌ ‍‌‌ ​​‌‍‌‌​ ‌‌‍‌‍‌‍ ‌‍ ‌ ‌​‌‍‌‌‌ ​‍​ ‍ ‌ ​​‌‍​‌‌ ‌​‌‍‍​​ ‌‌‍​ ‌‍ ‌‍ ​‌ ‌‌‌‍ ‌‌‍ ‍‌ ​ ​‍‌‌​ ‌‌‌​​‍‌‌ ‌‍‍ ‌‍‌‌‌ ‍‌​‍‌‌​ ​ ‌​‌​​‍‌‌​ ​ ‌​‌​​‍‌‌​ ​‍​ ​‍‌‍‌‌‌‍​‍​ ​‍​ ‍​‌‍​ ​ ‌‌‌‍​ ‌‍​ ‌‍‌‌‌‍​‍‌‍​‌​ ​‌​‍‌‌​ ​‍​ ​‍​‍‌‌​ ‌‌‌​‌​​‍ ‍‌‍ ​‌‍‍‌‌‍ ‍‌‍‍ ‌ ​ ​‍‌‌​ ‌‌‌​​‍‌‌ ‌‍‍ ‌‍‌‌‌ ‍‌​‍‌‌​ ​ ‌​‌​​‍‌‌​ ​ ‌​‌​​‍‌‌​ ​‍​ ​‍​ ​‍​ ​ ​ ​ ‌‍​ ‌‍‌‌​ ‍​​ ‌‍​ ​‌​ ‌​‌‍​‌‌‍​ ​ ‍‌​‍‌‌​ ​‍​ ​‍​‍‌‌​ ‌‌‌​‌​​‍ ‍‌‍ ‍‌‍​‌‌‍ ‌‌‍‌‌​ ‌‍​‍‌‍​‌‌ ​ ‌‍‌‌‌‌‌‌‌ ​‍‌‍ ​​ ‌‌‍‍​‌ ‌​‌ ‌​‌ ​​‌ ​ ​‍‌‌​ ​ ‌​​‌​‍‌‌​ ​‍‌​‌‍​‍‌‌​ ​‍‌​‌‍‌‍​ ‌‍‍​‌‍‌‌‌‍ ​‌ ​ ‌‍‌‌‌‍​‌‌ ​​‌‍‍‌‌‍‌‌‌ ​‍‌ ​ ​‍ ‍‌ ​ ‌‍​‌‌‍ ‍‌‍‍‌‌ ‌​‌ ‍‌​‍ ‍‌ ​ ‌ ‌​‌ ‌‌‌‍‌​‌‍‍‌‌‍ ​‍‌‍‌‍‍‌‌‍‌​​ ‌‌‍‌‍‌‍ ‌‍ ‌ ‌​‌‍‌‌‌ ​‍​‍‌‍‌ ‌​‌ ‍‌‌ ​​‌‍‌‌​ ‌‌‍‌‍‌‍ ‌‍ ‌ ‌​‌‍‌‌‌ ​‍​‍‌‍‌ ​​‌‍​‌‌ ‌​‌‍‍​​ ‌‌‍​ ‌‍ ‌‍ ​‌ ‌‌‌‍ ‌‌‍ ‍‌ ​ ​‍‌‌​ ‌‌‌​​‍‌‌ ‌‍‍ ‌‍‌‌‌ ‍‌​‍‌‌​ ​ ‌​‌​​‍‌‌​ ​ ‌​‌​​‍‌‌​ ​‍​ ​‍‌‍‌‌‌‍​‍​ ​‍​ ‍​‌‍​ ​ ‌‌‌‍​ ‌‍​ ‌‍‌‌‌‍​‍‌‍​‌​ ​‌​‍‌‌​ ​‍​ ​‍​‍‌‌​ ‌‌‌​‌​​‍ ‍‌‍ ​‌‍‍‌‌‍ ‍‌‍‍ ‌ ​ ​‍‌‌​ ‌‌‌​​‍‌‌ ‌‍‍ ‌‍‌‌‌ ‍‌​‍‌‌​ ​ ‌​‌​​‍‌‌​ ​ ‌​‌​​‍‌‌​ ​‍​ ​‍​ ​‍​ ​ ​ ​ ‌‍​ ‌‍‌‌​ ‍​​ ‌‍​ ​‌​ ‌​‌‍​‌‌‍​ ​ ‍‌​‍‌‌​ ​‍​ ​‍​‍‌‌​ ‌‌‌​‌​​‍ ‍‌‍ ‍‌‍​‌‌‍ ‌‌‍‌‌​‍‌‍‌ ​​‌‍‌‌‌ ​‍‌ ​ ‌ ​​‌‍‌‌‌‍​ ‌ ‌​‌‍‍‌‌ ‌‍‌‍‌‌​ ‌‌ ​​‌ ‌‌‌‍​‍‌‍ ​‌‍‍‌‌ ​ ‌‍‍​‌‍‌‌‌‍‌​​‍​‍‌ ‌
Field House Manhattan​​​​‌ ‍ ​‍​‍‌‍ ‌ ​‍‌‍‍‌‌‍‌ ‌‍‍‌‌‍ ‍​‍​‍​ ‍‍​‍​‍‌ ​ ‌‍​‌‌‍ ‍‌‍‍‌‌ ‌​‌ ‍‌​‍ ‍‌‍‍‌‌‍ ​‍​‍​‍ ​​‍​‍‌‍‍​‌ ​‍‌‍‌‌‌‍‌‍​‍​‍​ ‍‍​‍​‍‌‍‍​‌ ‌​‌ ‌​‌ ​​‌ ​ ​ ‍‍​‍ ​‍ ‌‍​ ‌‍‍​‌‍‌‌‌‍ ​‌ ​ ‌‍‌‌‌‍​‌‌ ​​‌‍‍‌‌‍‌‌‌ ​‍‌ ​ ​‍ ‍‌ ​ ‌‍​‌‌‍ ‍‌‍‍‌‌ ‌​‌ ‍‌​‍ ‍‌ ​ ‌ ‌​‌ ‌‌‌‍‌​‌‍‍‌‌‍ ​‍ ‌‍‍‌‌‍ ‍‌ ‌​‌‍‌‌‌‍ ‍‌ ‌​​‍ ‌‍‌‌‌‍‌​‌‍‍‌‌ ‌​​‍ ‌‍ ‌‌‍ ‌‍‌​‌‍‌‌​ ‌‌ ​​‌ ​‍‌‍‌‌‌ ​ ‌‍‌‌‌‍ ‍‌ ‌​‌‍​‌‌ ‌​‌‍‍‌‌‍ ‌‍ ‍​ ‍ ‌‍‍‌‌‍‌​​ ‌‌‍‌‍‌‍ ‌‍ ‌ ‌​‌‍‌‌‌ ​‍​ ‍ ‌ ‌​‌ ‍‌‌ ​​‌‍‌‌​ ‌‌‍‌‍‌‍ ‌‍ ‌ ‌​‌‍‌‌‌ ​‍​ ‍ ‌ ​​‌‍​‌‌ ‌​‌‍‍​​ ‌‌‍​ ‌‍ ‌‍ ​‌ ‌‌‌‍ ‌‌‍ ‍‌ ​ ​‍‌‌​ ‌‌‌​​‍‌‌ ‌‍‍ ‌‍‌‌‌ ‍‌​‍‌‌​ ​ ‌​‌​​‍‌‌​ ​ ‌​‌​​‍‌‌​ ​‍​ ​‍‌‍‌‌‌‍​‍​ ​‍​ ‍​‌‍​ ​ ‌‌‌‍​ ‌‍​ ‌‍‌‌‌‍​‍‌‍​‌​ ​‌​‍‌‌​ ​‍​ ​‍​‍‌‌​ ‌‌‌​‌​​‍ ‍‌‍ ​‌‍‍‌‌‍ ‍‌‍‍ ‌ ​ ​‍‌‌​ ‌‌‌​​‍‌‌ ‌‍‍ ‌‍‌‌‌ ‍‌​‍‌‌​ ​ ‌​‌​​‍‌‌​ ​ ‌​‌​​‍‌‌​ ​‍​ ​‍​ ​‌​ ​ ​ ​‌‌‍​‍​ ​​​ ​‌‌‍​‌​ ‌ ​ ​‍​ ​‍​ ‌‍​ ‌​​‍‌‌​ ​‍​ ​‍​‍‌‌​ ‌‌‌​‌​​‍ ‍‌‍ ‍‌‍​‌‌‍ ‌‌‍‌‌​ ‌‍​‍‌‍​‌‌ ​ ‌‍‌‌‌‌‌‌‌ ​‍‌‍ ​​ ‌‌‍‍​‌ ‌​‌ ‌​‌ ​​‌ ​ ​‍‌‌​ ​ ‌​​‌​‍‌‌​ ​‍‌​‌‍​‍‌‌​ ​‍‌​‌‍‌‍​ ‌‍‍​‌‍‌‌‌‍ ​‌ ​ ‌‍‌‌‌‍​‌‌ ​​‌‍‍‌‌‍‌‌‌ ​‍‌ ​ ​‍ ‍‌ ​ ‌‍​‌‌‍ ‍‌‍‍‌‌ ‌​‌ ‍‌​‍ ‍‌ ​ ‌ ‌​‌ ‌‌‌‍‌​‌‍‍‌‌‍ ​‍‌‍‌‍‍‌‌‍‌​​ ‌‌‍‌‍‌‍ ‌‍ ‌ ‌​‌‍‌‌‌ ​‍​‍‌‍‌ ‌​‌ ‍‌‌ ​​‌‍‌‌​ ‌‌‍‌‍‌‍ ‌‍ ‌ ‌​‌‍‌‌‌ ​‍​‍‌‍‌ ​​‌‍​‌‌ ‌​‌‍‍​​ ‌‌‍​ ‌‍ ‌‍ ​‌ ‌‌‌‍ ‌‌‍ ‍‌ ​ ​‍‌‌​ ‌‌‌​​‍‌‌ ‌‍‍ ‌‍‌‌‌ ‍‌​‍‌‌​ ​ ‌​‌​​‍‌‌​ ​ ‌​‌​​‍‌‌​ ​‍​ ​‍‌‍‌‌‌‍​‍​ ​‍​ ‍​‌‍​ ​ ‌‌‌‍​ ‌‍​ ‌‍‌‌‌‍​‍‌‍​‌​ ​‌​‍‌‌​ ​‍​ ​‍​‍‌‌​ ‌‌‌​‌​​‍ ‍‌‍ ​‌‍‍‌‌‍ ‍‌‍‍ ‌ ​ ​‍‌‌​ ‌‌‌​​‍‌‌ ‌‍‍ ‌‍‌‌‌ ‍‌​‍‌‌​ ​ ‌​‌​​‍‌‌​ ​ ‌​‌​​‍‌‌​ ​‍​ ​‍​ ​‌​ ​ ​ ​‌‌‍​‍​ ​​​ ​‌‌‍​‌​ ‌ ​ ​‍​ ​‍​ ‌‍​ ‌​​‍‌‌​ ​‍​ ​‍​‍‌‌​ ‌‌‌​‌​​‍ ‍‌‍ ‍‌‍​‌‌‍ ‌‌‍‌‌​‍‌‍‌ ​​‌‍‌‌‌ ​‍‌ ​ ‌ ​​‌‍‌‌‌‍​ ‌ ‌​‌‍‍‌‌ ‌‍‌‍‌‌​ ‌‌ ​​‌ ‌‌‌‍​‍‌‍ ​‌‍‍‌‌ ​ ‌‍‍​‌‍‌‌‌‍‌​​‍​‍‌ ‌
Field House Brooklyn​​​​‌ ‍ ​‍​‍‌‍ ‌ ​‍‌‍‍‌‌‍‌ ‌‍‍‌‌‍ ‍​‍​‍​ ‍‍​‍​‍‌ ​ ‌‍​‌‌‍ ‍‌‍‍‌‌ ‌​‌ ‍‌​‍ ‍‌‍‍‌‌‍ ​‍​‍​‍ ​​‍​‍‌‍‍​‌ ​‍‌‍‌‌‌‍‌‍​‍​‍​ ‍‍​‍​‍‌‍‍​‌ ‌​‌ ‌​‌ ​​‌ ​ ​ ‍‍​‍ ​‍ ‌‍​ ‌‍‍​‌‍‌‌‌‍ ​‌ ​ ‌‍‌‌‌‍​‌‌ ​​‌‍‍‌‌‍‌‌‌ ​‍‌ ​ ​‍ ‍‌ ​ ‌‍​‌‌‍ ‍‌‍‍‌‌ ‌​‌ ‍‌​‍ ‍‌ ​ ‌ ‌​‌ ‌‌‌‍‌​‌‍‍‌‌‍ ​‍ ‌‍‍‌‌‍ ‍‌ ‌​‌‍‌‌‌‍ ‍‌ ‌​​‍ ‌‍‌‌‌‍‌​‌‍‍‌‌ ‌​​‍ ‌‍ ‌‌‍ ‌‍‌​‌‍‌‌​ ‌‌ ​​‌ ​‍‌‍‌‌‌ ​ ‌‍‌‌‌‍ ‍‌ ‌​‌‍​‌‌ ‌​‌‍‍‌‌‍ ‌‍ ‍​ ‍ ‌‍‍‌‌‍‌​​ ‌‌‍‌‍‌‍ ‌‍ ‌ ‌​‌‍‌‌‌ ​‍​ ‍ ‌ ‌​‌ ‍‌‌ ​​‌‍‌‌​ ‌‌‍‌‍‌‍ ‌‍ ‌ ‌​‌‍‌‌‌ ​‍​ ‍ ‌ ​​‌‍​‌‌ ‌​‌‍‍​​ ‌‌‍​ ‌‍ ‌‍ ​‌ ‌‌‌‍ ‌‌‍ ‍‌ ​ ​‍‌‌​ ‌‌‌​​‍‌‌ ‌‍‍ ‌‍‌‌‌ ‍‌​‍‌‌​ ​ ‌​‌​​‍‌‌​ ​ ‌​‌​​‍‌‌​ ​‍​ ​‍‌‍‌‌‌‍​‍​ ​‍​ ‍​‌‍​ ​ ‌‌‌‍​ ‌‍​ ‌‍‌‌‌‍​‍‌‍​‌​ ​‌​‍‌‌​ ​‍​ ​‍​‍‌‌​ ‌‌‌​‌​​‍ ‍‌‍ ​‌‍‍‌‌‍ ‍‌‍‍ ‌ ​ ​‍‌‌​ ‌‌‌​​‍‌‌ ‌‍‍ ‌‍‌‌‌ ‍‌​‍‌‌​ ​ ‌​‌​​‍‌‌​ ​ ‌​‌​​‍‌‌​ ​‍​ ​‍​ ‌‍​ ‍​​ ‌ ‌‍‌​​ ​‌​ ​‍​ ‌‌​ ‌‍​ ​‍​ ​‌‌‍​ ​ ​‌​‍‌‌​ ​‍​ ​‍​‍‌‌​ ‌‌‌​‌​​‍ ‍‌‍ ‍‌‍​‌‌‍ ‌‌‍‌‌​ ‌‍​‍‌‍​‌‌ ​ ‌‍‌‌‌‌‌‌‌ ​‍‌‍ ​​ ‌‌‍‍​‌ ‌​‌ ‌​‌ ​​‌ ​ ​‍‌‌​ ​ ‌​​‌​‍‌‌​ ​‍‌​‌‍​‍‌‌​ ​‍‌​‌‍‌‍​ ‌‍‍​‌‍‌‌‌‍ ​‌ ​ ‌‍‌‌‌‍​‌‌ ​​‌‍‍‌‌‍‌‌‌ ​‍‌ ​ ​‍ ‍‌ ​ ‌‍​‌‌‍ ‍‌‍‍‌‌ ‌​‌ ‍‌​‍ ‍‌ ​ ‌ ‌​‌ ‌‌‌‍‌​‌‍‍‌‌‍ ​‍‌‍‌‍‍‌‌‍‌​​ ‌‌‍‌‍‌‍ ‌‍ ‌ ‌​‌‍‌‌‌ ​‍​‍‌‍‌ ‌​‌ ‍‌‌ ​​‌‍‌‌​ ‌‌‍‌‍‌‍ ‌‍ ‌ ‌​‌‍‌‌‌ ​‍​‍‌‍‌ ​​‌‍​‌‌ ‌​‌‍‍​​ ‌‌‍​ ‌‍ ‌‍ ​‌ ‌‌‌‍ ‌‌‍ ‍‌ ​ ​‍‌‌​ ‌‌‌​​‍‌‌ ‌‍‍ ‌‍‌‌‌ ‍‌​‍‌‌​ ​ ‌​‌​​‍‌‌​ ​ ‌​‌​​‍‌‌​ ​‍​ ​‍‌‍‌‌‌‍​‍​ ​‍​ ‍​‌‍​ ​ ‌‌‌‍​ ‌‍​ ‌‍‌‌‌‍​‍‌‍​‌​ ​‌​‍‌‌​ ​‍​ ​‍​‍‌‌​ ‌‌‌​‌​​‍ ‍‌‍ ​‌‍‍‌‌‍ ‍‌‍‍ ‌ ​ ​‍‌‌​ ‌‌‌​​‍‌‌ ‌‍‍ ‌‍‌‌‌ ‍‌​‍‌‌​ ​ ‌​‌​​‍‌‌​ ​ ‌​‌​​‍‌‌​ ​‍​ ​‍​ ‌‍​ ‍​​ ‌ ‌‍‌​​ ​‌​ ​‍​ ‌‌​ ‌‍​ ​‍​ ​‌‌‍​ ​ ​‌​‍‌‌​ ​‍​ ​‍​‍‌‌​ ‌‌‌​‌​​‍ ‍‌‍ ‍‌‍​‌‌‍ ‌‌‍‌‌​‍‌‍‌ ​​‌‍‌‌‌ ​‍‌ ​ ‌ ​​‌‍‌‌‌‍​ ‌ ‌​‌‍‍‌‌ ‌‍‌‍‌‌​ ‌‌ ​​‌ ‌‌‌‍​‍‌‍ ​‌‍‍‌‌ ​ ‌‍‍​‌‍‌‌‌‍‌​​‍​‍‌ ‌
Sky Rink​​​​‌ ‍ ​‍​‍‌‍ ‌ ​‍‌‍‍‌‌‍‌ ‌‍‍‌‌‍ ‍​‍​‍​ ‍‍​‍​‍‌ ​ ‌‍​‌‌‍ ‍‌‍‍‌‌ ‌​‌ ‍‌​‍ ‍‌‍‍‌‌‍ ​‍​‍​‍ ​​‍​‍‌‍‍​‌ ​‍‌‍‌‌‌‍‌‍​‍​‍​ ‍‍​‍​‍‌‍‍​‌ ‌​‌ ‌​‌ ​​‌ ​ ​ ‍‍​‍ ​‍ ‌‍​ ‌‍‍​‌‍‌‌‌‍ ​‌ ​ ‌‍‌‌‌‍​‌‌ ​​‌‍‍‌‌‍‌‌‌ ​‍‌ ​ ​‍ ‍‌ ​ ‌‍​‌‌‍ ‍‌‍‍‌‌ ‌​‌ ‍‌​‍ ‍‌ ​ ‌ ‌​‌ ‌‌‌‍‌​‌‍‍‌‌‍ ​‍ ‌‍‍‌‌‍ ‍‌ ‌​‌‍‌‌‌‍ ‍‌ ‌​​‍ ‌‍‌‌‌‍‌​‌‍‍‌‌ ‌​​‍ ‌‍ ‌‌‍ ‌‍‌​‌‍‌‌​ ‌‌ ​​‌ ​‍‌‍‌‌‌ ​ ‌‍‌‌‌‍ ‍‌ ‌​‌‍​‌‌ ‌​‌‍‍‌‌‍ ‌‍ ‍​ ‍ ‌‍‍‌‌‍‌​​ ‌‌‍‌‍‌‍ ‌‍ ‌ ‌​‌‍‌‌‌ ​‍​ ‍ ‌ ‌​‌ ‍‌‌ ​​‌‍‌‌​ ‌‌‍‌‍‌‍ ‌‍ ‌ ‌​‌‍‌‌‌ ​‍​ ‍ ‌ ​​‌‍​‌‌ ‌​‌‍‍​​ ‌‌‍​ ‌‍ ‌‍ ​‌ ‌‌‌‍ ‌‌‍ ‍‌ ​ ​‍‌‌​ ‌‌‌​​‍‌‌ ‌‍‍ ‌‍‌‌‌ ‍‌​‍‌‌​ ​ ‌​‌​​‍‌‌​ ​ ‌​‌​​‍‌‌​ ​‍​ ​‍‌‍‌‌‌‍​‍​ ​‍​ ‍​‌‍​ ​ ‌‌‌‍​ ‌‍​ ‌‍‌‌‌‍​‍‌‍​‌​ ​‌​‍‌‌​ ​‍​ ​‍​‍‌‌​ ‌‌‌​‌​​‍ ‍‌‍ ​‌‍‍‌‌‍ ‍‌‍‍ ‌ ​ ​‍‌‌​ ‌‌‌​​‍‌‌ ‌‍‍ ‌‍‌‌‌ ‍‌​‍‌‌​ ​ ‌​‌​​‍‌‌​ ​ ‌​‌​​‍‌‌​ ​‍​ ​‍​ ‌​​ ‌ ‌‍‌‍‌‍‌‍​ ​​​ ‌‍​ ‌‌​ ‌​‌‍‌​‌‍‌​​ ​‌‌‍​‍​‍‌‌​ ​‍​ ​‍​‍‌‌​ ‌‌‌​‌​​‍ ‍‌‍ ‍‌‍​‌‌‍ ‌‌‍‌‌​ ‌‍​‍‌‍​‌‌ ​ ‌‍‌‌‌‌‌‌‌ ​‍‌‍ ​​ ‌‌‍‍​‌ ‌​‌ ‌​‌ ​​‌ ​ ​‍‌‌​ ​ ‌​​‌​‍‌‌​ ​‍‌​‌‍​‍‌‌​ ​‍‌​‌‍‌‍​ ‌‍‍​‌‍‌‌‌‍ ​‌ ​ ‌‍‌‌‌‍​‌‌ ​​‌‍‍‌‌‍‌‌‌ ​‍‌ ​ ​‍ ‍‌ ​ ‌‍​‌‌‍ ‍‌‍‍‌‌ ‌​‌ ‍‌​‍ ‍‌ ​ ‌ ‌​‌ ‌‌‌‍‌​‌‍‍‌‌‍ ​‍‌‍‌‍‍‌‌‍‌​​ ‌‌‍‌‍‌‍ ‌‍ ‌ ‌​‌‍‌‌‌ ​‍​‍‌‍‌ ‌​‌ ‍‌‌ ​​‌‍‌‌​ ‌‌‍‌‍‌‍ ‌‍ ‌ ‌​‌‍‌‌‌ ​‍​‍‌‍‌ ​​‌‍​‌‌ ‌​‌‍‍​​ ‌‌‍​ ‌‍ ‌‍ ​‌ ‌‌‌‍ ‌‌‍ ‍‌ ​ ​‍‌‌​ ‌‌‌​​‍‌‌ ‌‍‍ ‌‍‌‌‌ ‍‌​‍‌‌​ ​ ‌​‌​​‍‌‌​ ​ ‌​‌​​‍‌‌​ ​‍​ ​‍‌‍‌‌‌‍​‍​ ​‍​ ‍​‌‍​ ​ ‌‌‌‍​ ‌‍​ ‌‍‌‌‌‍​‍‌‍​‌​ ​‌​‍‌‌​ ​‍​ ​‍​‍‌‌​ ‌‌‌​‌​​‍ ‍‌‍ ​‌‍‍‌‌‍ ‍‌‍‍ ‌ ​ ​‍‌‌​ ‌‌‌​​‍‌‌ ‌‍‍ ‌‍‌‌‌ ‍‌​‍‌‌​ ​ ‌​‌​​‍‌‌​ ​ ‌​‌​​‍‌‌​ ​‍​ ​‍​ ‌​​ ‌ ‌‍‌‍‌‍‌‍​ ​​​ ‌‍​ ‌‌​ ‌​‌‍‌​‌‍‌​​ ​‌‌‍​‍​‍‌‌​ ​‍​ ​‍​‍‌‌​ ‌‌‌​‌​​‍ ‍‌‍ ‍‌‍​‌‌‍ ‌‌‍‌‌​‍‌‍‌ ​​‌‍‌‌‌ ​‍‌ ​ ‌ ​​‌‍‌‌‌‍​ ‌ ‌​‌‍‍‌‌ ‌‍‌‍‌‌​ ‌‌ ​​‌ ‌‌‌‍​‍‌‍ ​‌‍‍‌‌ ​ ‌‍‍​‌‍‌‌‌‍‌​​‍​‍‌ ‌
Swim​​​​‌ ‍ ​‍​‍‌‍ ‌ ​‍‌‍‍‌‌‍‌ ‌‍‍‌‌‍ ‍​‍​‍​ ‍‍​‍​‍‌ ​ ‌‍​‌‌‍ ‍‌‍‍‌‌ ‌​‌ ‍‌​‍ ‍‌‍‍‌‌‍ ​‍​‍​‍ ​​‍​‍‌‍‍​‌ ​‍‌‍‌‌‌‍‌‍​‍​‍​ ‍‍​‍​‍‌‍‍​‌ ‌​‌ ‌​‌ ​​‌ ​ ​ ‍‍​‍ ​‍ ‌‍​ ‌‍‍​‌‍‌‌‌‍ ​‌ ​ ‌‍‌‌‌‍​‌‌ ​​‌‍‍‌‌‍‌‌‌ ​‍‌ ​ ​‍ ‍‌ ​ ‌‍​‌‌‍ ‍‌‍‍‌‌ ‌​‌ ‍‌​‍ ‍‌ ​ ‌ ‌​‌ ‌‌‌‍‌​‌‍‍‌‌‍ ​‍ ‌‍‍‌‌‍ ‍‌ ‌​‌‍‌‌‌‍ ‍‌ ‌​​‍ ‌‍‌‌‌‍‌​‌‍‍‌‌ ‌​​‍ ‌‍ ‌‌‍ ‌‍‌​‌‍‌‌​ ‌‌ ​​‌ ​‍‌‍‌‌‌ ​ ‌‍‌‌‌‍ ‍‌ ‌​‌‍​‌‌ ‌​‌‍‍‌‌‍ ‌‍ ‍​ ‍ ‌‍‍‌‌‍‌​​ ‌‌‍‌‍‌‍ ‌‍ ‌ ‌​‌‍‌‌‌ ​‍​ ‍ ‌ ‌​‌ ‍‌‌ ​​‌‍‌‌​ ‌‌‍‌‍‌‍ ‌‍ ‌ ‌​‌‍‌‌‌ ​‍​ ‍ ‌ ​​‌‍​‌‌ ‌​‌‍‍​​ ‌‌‍​ ‌‍ ‌‍ ​‌ ‌‌‌‍ ‌‌‍ ‍‌ ​ ​‍‌‌​ ‌‌‌​​‍‌‌ ‌‍‍ ‌‍‌‌‌ ‍‌​‍‌‌​ ​ ‌​‌​​‍‌‌​ ​ ‌​‌​​‍‌‌​ ​‍​ ​‍‌‍‌‌‌‍​‍​ ​‍​ ‍​‌‍​ ​ ‌‌‌‍​ ‌‍​ ‌‍‌‌‌‍​‍‌‍​‌​ ​‌​‍‌‌​ ​‍​ ​‍​‍‌‌​ ‌‌‌​‌​​‍ ‍‌‍ ​‌‍‍‌‌‍ ‍‌‍‍ ‌ ​ ​‍‌‌​ ‌‌‌​​‍‌‌ ‌‍‍ ‌‍‌‌‌ ‍‌​‍‌‌​ ​ ‌​‌​​‍‌‌​ ​ ‌​‌​​‍‌‌​ ​‍​ ​‍‌‍‌‍‌‍‌‍​ ​​​ ‌‌​ ‌‌​ ‌​​ ​‍‌‍​ ​ ​‌​ ​ ‌‍​ ‌‍​‌‌‍​ ‌‍‌‌​ ‌‍​ ​‌​ ​ ‌‍​ ‌‍​‍​ ‌​​ ‍​‌‍‌​​ ‍​​ ‌‍​ ‌‌‌‍​‍​ ‌​​ ‌​​ ​‌​ ‍‌​ ‍‌‌‍​ ​‍‌‌​ ​‍​ ​‍​‍‌‌​ ‌‌‌​‌​​‍ ‍‌‍ ‍‌‍​‌‌‍ ‌‌‍‌‌​ ‌‍​‍‌‍​‌‌ ​ ‌‍‌‌‌‌‌‌‌ ​‍‌‍ ​​ ‌‌‍‍​‌ ‌​‌ ‌​‌ ​​‌ ​ ​‍‌‌​ ​ ‌​​‌​‍‌‌​ ​‍‌​‌‍​‍‌‌​ ​‍‌​‌‍‌‍​ ‌‍‍​‌‍‌‌‌‍ ​‌ ​ ‌‍‌‌‌‍​‌‌ ​​‌‍‍‌‌‍‌‌‌ ​‍‌ ​ ​‍ ‍‌ ​ ‌‍​‌‌‍ ‍‌‍‍‌‌ ‌​‌ ‍‌​‍ ‍‌ ​ ‌ ‌​‌ ‌‌‌‍‌​‌‍‍‌‌‍ ​‍‌‍‌‍‍‌‌‍‌​​ ‌‌‍‌‍‌‍ ‌‍ ‌ ‌​‌‍‌‌‌ ​‍​‍‌‍‌ ‌​‌ ‍‌‌ ​​‌‍‌‌​ ‌‌‍‌‍‌‍ ‌‍ ‌ ‌​‌‍‌‌‌ ​‍​‍‌‍‌ ​​‌‍​‌‌ ‌​‌‍‍​​ ‌‌‍​ ‌‍ ‌‍ ​‌ ‌‌‌‍ ‌‌‍ ‍‌ ​ ​‍‌‌​ ‌‌‌​​‍‌‌ ‌‍‍ ‌‍‌‌‌ ‍‌​‍‌‌​ ​ ‌​‌​​‍‌‌​ ​ ‌​‌​​‍‌‌​ ​‍​ ​‍‌‍‌‌‌‍​‍​ ​‍​ ‍​‌‍​ ​ ‌‌‌‍​ ‌‍​ ‌‍‌‌‌‍​‍‌‍​‌​ ​‌​‍‌‌​ ​‍​ ​‍​‍‌‌​ ‌‌‌​‌​​‍ ‍‌‍ ​‌‍‍‌‌‍ ‍‌‍‍ ‌ ​ ​‍‌‌​ ‌‌‌​​‍‌‌ ‌‍‍ ‌‍‌‌‌ ‍‌​‍‌‌​ ​ ‌​‌​​‍‌‌​ ​ ‌​‌​​‍‌‌​ ​‍​ ​‍‌‍‌‍‌‍‌‍​ ​​​ ‌‌​ ‌‌​ ‌​​ ​‍‌‍​ ​ ​‌​ ​ ‌‍​ ‌‍​‌‌‍​ ‌‍‌‌​ ‌‍​ ​‌​ ​ ‌‍​ ‌‍​‍​ ‌​​ ‍​‌‍‌​​ ‍​​ ‌‍​ ‌‌‌‍​‍​ ‌​​ ‌​​ ​‌​ ‍‌​ ‍‌‌‍​ ​‍‌‌​ ​‍​ ​‍​‍‌‌​ ‌‌‌​‌​​‍ ‍‌‍ ‍‌‍​‌‌‍ ‌‌‍‌‌​‍‌‍‌ ​​‌‍‌‌‌ ​‍‌ ​ ‌ ​​‌‍‌‌‌‍​ ‌ ‌​‌‍‍‌‌ ‌‍‌‍‌‌​ ‌‌ ​​‌ ‌‌‌‍​‍‌‍ ​‌‍‍‌‌ ​ ‌‍‍​‌‍‌‌‌‍‌​​‍​‍‌ ‌
Golf Club​​​​‌ ‍ ​‍​‍‌‍ ‌ ​‍‌‍‍‌‌‍‌ ‌‍‍‌‌‍ ‍​‍​‍​ ‍‍​‍​‍‌ ​ ‌‍​‌‌‍ ‍‌‍‍‌‌ ‌​‌ ‍‌​‍ ‍‌‍‍‌‌‍ ​‍​‍​‍ ​​‍​‍‌‍‍​‌ ​‍‌‍‌‌‌‍‌‍​‍​‍​ ‍‍​‍​‍‌‍‍​‌ ‌​‌ ‌​‌ ​​‌ ​ ​ ‍‍​‍ ​‍ ‌‍​ ‌‍‍​‌‍‌‌‌‍ ​‌ ​ ‌‍‌‌‌‍​‌‌ ​​‌‍‍‌‌‍‌‌‌ ​‍‌ ​ ​‍ ‍‌ ​ ‌‍​‌‌‍ ‍‌‍‍‌‌ ‌​‌ ‍‌​‍ ‍‌ ​ ‌ ‌​‌ ‌‌‌‍‌​‌‍‍‌‌‍ ​‍ ‌‍‍‌‌‍ ‍‌ ‌​‌‍‌‌‌‍ ‍‌ ‌​​‍ ‌‍‌‌‌‍‌​‌‍‍‌‌ ‌​​‍ ‌‍ ‌‌‍ ‌‍‌​‌‍‌‌​ ‌‌ ​​‌ ​‍‌‍‌‌‌ ​ ‌‍‌‌‌‍ ‍‌ ‌​‌‍​‌‌ ‌​‌‍‍‌‌‍ ‌‍ ‍​ ‍ ‌‍‍‌‌‍‌​​ ‌‌‍‌‍‌‍ ‌‍ ‌ ‌​‌‍‌‌‌ ​‍​ ‍ ‌ ‌​‌ ‍‌‌ ​​‌‍‌‌​ ‌‌‍‌‍‌‍ ‌‍ ‌ ‌​‌‍‌‌‌ ​‍​ ‍ ‌ ​​‌‍​‌‌ ‌​‌‍‍​​ ‌‌‍​ ‌‍ ‌‍ ​‌ ‌‌‌‍ ‌‌‍ ‍‌ ​ ​‍‌‌​ ‌‌‌​​‍‌‌ ‌‍‍ ‌‍‌‌‌ ‍‌​‍‌‌​ ​ ‌​‌​​‍‌‌​ ​ ‌​‌​​‍‌‌​ ​‍​ ​‍‌‍‌‌‌‍​‍​ ​‍​ ‍​‌‍​ ​ ‌‌‌‍​ ‌‍​ ‌‍‌‌‌‍​‍‌‍​‌​ ​‌​‍‌‌​ ​‍​ ​‍​‍‌‌​ ‌‌‌​‌​​‍ ‍‌‍ ​‌‍‍‌‌‍ ‍‌‍‍ ‌ ​ ​‍‌‌​ ‌‌‌​​‍‌‌ ‌‍‍ ‌‍‌‌‌ ‍‌​‍‌‌​ ​ ‌​‌​​‍‌‌​ ​ ‌​‌​​‍‌‌​ ​‍​ ​‍​ ‌​‌‍‌‌​ ‌‍‌‍‌​​ ​‍​ ‌‍​ ​‍‌‍‌‍‌‍​‌‌‍​ ‌‍​ ‌‍​ ​‍‌‌​ ​‍​ ​‍​‍‌‌​ ‌‌‌​‌​​‍ ‍‌‍ ‍‌‍​‌‌‍ ‌‌‍‌‌​ ‌‍​‍‌‍​‌‌ ​ ‌‍‌‌‌‌‌‌‌ ​‍‌‍ ​​ ‌‌‍‍​‌ ‌​‌ ‌​‌ ​​‌ ​ ​‍‌‌​ ​ ‌​​‌​‍‌‌​ ​‍‌​‌‍​‍‌‌​ ​‍‌​‌‍‌‍​ ‌‍‍​‌‍‌‌‌‍ ​‌ ​ ‌‍‌‌‌‍​‌‌ ​​‌‍‍‌‌‍‌‌‌ ​‍‌ ​ ​‍ ‍‌ ​ ‌‍​‌‌‍ ‍‌‍‍‌‌ ‌​‌ ‍‌​‍ ‍‌ ​ ‌ ‌​‌ ‌‌‌‍‌​‌‍‍‌‌‍ ​‍‌‍‌‍‍‌‌‍‌​​ ‌‌‍‌‍‌‍ ‌‍ ‌ ‌​‌‍‌‌‌ ​‍​‍‌‍‌ ‌​‌ ‍‌‌ ​​‌‍‌‌​ ‌‌‍‌‍‌‍ ‌‍ ‌ ‌​‌‍‌‌‌ ​‍​‍‌‍‌ ​​‌‍​‌‌ ‌​‌‍‍​​ ‌‌‍​ ‌‍ ‌‍ ​‌ ‌‌‌‍ ‌‌‍ ‍‌ ​ ​‍‌‌​ ‌‌‌​​‍‌‌ ‌‍‍ ‌‍‌‌‌ ‍‌​‍‌‌​ ​ ‌​‌​​‍‌‌​ ​ ‌​‌​​‍‌‌​ ​‍​ ​‍‌‍‌‌‌‍​‍​ ​‍​ ‍​‌‍​ ​ ‌‌‌‍​ ‌‍​ ‌‍‌‌‌‍​‍‌‍​‌​ ​‌​‍‌‌​ ​‍​ ​‍​‍‌‌​ ‌‌‌​‌​​‍ ‍‌‍ ​‌‍‍‌‌‍ ‍‌‍‍ ‌ ​ ​‍‌‌​ ‌‌‌​​‍‌‌ ‌‍‍ ‌‍‌‌‌ ‍‌​‍‌‌​ ​ ‌​‌​​‍‌‌​ ​ ‌​‌​​‍‌‌​ ​‍​ ​‍​ ‌​‌‍‌‌​ ‌‍‌‍‌​​ ​‍​ ‌‍​ ​‍‌‍‌‍‌‍​‌‌‍​ ‌‍​ ‌‍​ ​‍‌‌​ ​‍​ ​‍​‍‌‌​ ‌‌‌​‌​​‍ ‍‌‍ ‍‌‍​‌‌‍ ‌‌‍‌‌​‍‌‍‌ ​​‌‍‌‌‌ ​‍‌ ​ ‌ ​​‌‍‌‌‌‍​ ‌ ‌​‌‍‍‌‌ ‌‍‌‍‌‌​ ‌‌ ​​‌ ‌‌‌‍​‍‌‍ ​‌‍‍‌‌ ​ ‌‍‍​‌‍‌‌‌‍‌​​‍​‍‌ ‌
Athletic Club​​​​‌ ‍ ​‍​‍‌‍ ‌ ​‍‌‍‍‌‌‍‌ ‌‍‍‌‌‍ ‍​‍​‍​ ‍‍​‍​‍‌ ​ ‌‍​‌‌‍ ‍‌‍‍‌‌ ‌​‌ ‍‌​‍ ‍‌‍‍‌‌‍ ​‍​‍​‍ ​​‍​‍‌‍‍​‌ ​‍‌‍‌‌‌‍‌‍​‍​‍​ ‍‍​‍​‍‌‍‍​‌ ‌​‌ ‌​‌ ​​‌ ​ ​ ‍‍​‍ ​‍ ‌‍​ ‌‍‍​‌‍‌‌‌‍ ​‌ ​ ‌‍‌‌‌‍​‌‌ ​​‌‍‍‌‌‍‌‌‌ ​‍‌ ​ ​‍ ‍‌ ​ ‌‍​‌‌‍ ‍‌‍‍‌‌ ‌​‌ ‍‌​‍ ‍‌ ​ ‌ ‌​‌ ‌‌‌‍‌​‌‍‍‌‌‍ ​‍ ‌‍‍‌‌‍ ‍‌ ‌​‌‍‌‌‌‍ ‍‌ ‌​​‍ ‌‍‌‌‌‍‌​‌‍‍‌‌ ‌​​‍ ‌‍ ‌‌‍ ‌‍‌​‌‍‌‌​ ‌‌ ​​‌ ​‍‌‍‌‌‌ ​ ‌‍‌‌‌‍ ‍‌ ‌​‌‍​‌‌ ‌​‌‍‍‌‌‍ ‌‍ ‍​ ‍ ‌‍‍‌‌‍‌​​ ‌‌‍‌‍‌‍ ‌‍ ‌ ‌​‌‍‌‌‌ ​‍​ ‍ ‌ ‌​‌ ‍‌‌ ​​‌‍‌‌​ ‌‌‍‌‍‌‍ ‌‍ ‌ ‌​‌‍‌‌‌ ​‍​ ‍ ‌ ​​‌‍​‌‌ ‌​‌‍‍​​ ‌‌‍​ ‌‍ ‌‍ ​‌ ‌‌‌‍ ‌‌‍ ‍‌ ​ ​‍‌‌​ ‌‌‌​​‍‌‌ ‌‍‍ ‌‍‌‌‌ ‍‌​‍‌‌​ ​ ‌​‌​​‍‌‌​ ​ ‌​‌​​‍‌‌​ ​‍​ ​‍‌‍‌‌‌‍​‍​ ​‍​ ‍​‌‍​ ​ ‌‌‌‍​ ‌‍​ ‌‍‌‌‌‍​‍‌‍​‌​ ​‌​‍‌‌​ ​‍​ ​‍​‍‌‌​ ‌‌‌​‌​​‍ ‍‌‍ ​‌‍‍‌‌‍ ‍‌‍‍ ‌ ​ ​‍‌‌​ ‌‌‌​​‍‌‌ ‌‍‍ ‌‍‌‌‌ ‍‌​‍‌‌​ ​ ‌​‌​​‍‌‌​ ​ ‌​‌​​‍‌‌​ ​‍​ ​‍​ ‍​‌‍​‌​ ​ ​ ‌​‌‍​‌​ ‌ ‌‍‌​‌‍​‌​ ​ ​ ‍​‌‍‌‌‌‍​ ​‍‌‌​ ​‍​ ​‍​‍‌‌​ ‌‌‌​‌​​‍ ‍‌‍ ‍‌‍​‌‌‍ ‌‌‍‌‌​ ‌‍​‍‌‍​‌‌ ​ ‌‍‌‌‌‌‌‌‌ ​‍‌‍ ​​ ‌‌‍‍​‌ ‌​‌ ‌​‌ ​​‌ ​ ​‍‌‌​ ​ ‌​​‌​‍‌‌​ ​‍‌​‌‍​‍‌‌​ ​‍‌​‌‍‌‍​ ‌‍‍​‌‍‌‌‌‍ ​‌ ​ ‌‍‌‌‌‍​‌‌ ​​‌‍‍‌‌‍‌‌‌ ​‍‌ ​ ​‍ ‍‌ ​ ‌‍​‌‌‍ ‍‌‍‍‌‌ ‌​‌ ‍‌​‍ ‍‌ ​ ‌ ‌​‌ ‌‌‌‍‌​‌‍‍‌‌‍ ​‍‌‍‌‍‍‌‌‍‌​​ ‌‌‍‌‍‌‍ ‌‍ ‌ ‌​‌‍‌‌‌ ​‍​‍‌‍‌ ‌​‌ ‍‌‌ ​​‌‍‌‌​ ‌‌‍‌‍‌‍ ‌‍ ‌ ‌​‌‍‌‌‌ ​‍​‍‌‍‌ ​​‌‍​‌‌ ‌​‌‍‍​​ ‌‌‍​ ‌‍ ‌‍ ​‌ ‌‌‌‍ ‌‌‍ ‍‌ ​ ​‍‌‌​ ‌‌‌​​‍‌‌ ‌‍‍ ‌‍‌‌‌ ‍‌​‍‌‌​ ​ ‌​‌​​‍‌‌​ ​ ‌​‌​​‍‌‌​ ​‍​ ​‍‌‍‌‌‌‍​‍​ ​‍​ ‍​‌‍​ ​ ‌‌‌‍​ ‌‍​ ‌‍‌‌‌‍​‍‌‍​‌​ ​‌​‍‌‌​ ​‍​ ​‍​‍‌‌​ ‌‌‌​‌​​‍ ‍‌‍ ​‌‍‍‌‌‍ ‍‌‍‍ ‌ ​ ​‍‌‌​ ‌‌‌​​‍‌‌ ‌‍‍ ‌‍‌‌‌ ‍‌​‍‌‌​ ​ ‌​‌​​‍‌‌​ ​ ‌​‌​​‍‌‌​ ​‍​ ​‍​ ‍​‌‍​‌​ ​ ​ ‌​‌‍​‌​ ‌ ‌‍‌​‌‍​‌​ ​ ​ ‍​‌‍‌‌‌‍​ ​‍‌‌​ ​‍​ ​‍​‍‌‌​ ‌‌‌​‌​​‍ ‍‌‍ ‍‌‍​‌‌‍ ‌‌‍‌‌​‍‌‍‌ ​​‌‍‌‌‌ ​‍‌ ​ ‌ ​​‌‍‌‌‌‍​ ‌ ‌​‌‍‍‌‌ ‌‍‌‍‌‌​ ‌‌ ​​‌ ‌‌‌‍​‍‌‍ ​‌‍‍‌‌ ​ ‌‍‍​‌‍‌‌‌‍‌​​‍​‍‌ ‌
Marina​​​​‌ ‍ ​‍​‍‌‍ ‌ ​‍‌‍‍‌‌‍‌ ‌‍‍‌‌‍ ‍​‍​‍​ ‍‍​‍​‍‌ ​ ‌‍​‌‌‍ ‍‌‍‍‌‌ ‌​‌ ‍‌​‍ ‍‌‍‍‌‌‍ ​‍​‍​‍ ​​‍​‍‌‍‍​‌ ​‍‌‍‌‌‌‍‌‍​‍​‍​ ‍‍​‍​‍‌‍‍​‌ ‌​‌ ‌​‌ ​​‌ ​ ​ ‍‍​‍ ​‍ ‌‍​ ‌‍‍​‌‍‌‌‌‍ ​‌ ​ ‌‍‌‌‌‍​‌‌ ​​‌‍‍‌‌‍‌‌‌ ​‍‌ ​ ​‍ ‍‌ ​ ‌‍​‌‌‍ ‍‌‍‍‌‌ ‌​‌ ‍‌​‍ ‍‌ ​ ‌ ‌​‌ ‌‌‌‍‌​‌‍‍‌‌‍ ​‍ ‌‍‍‌‌‍ ‍‌ ‌​‌‍‌‌‌‍ ‍‌ ‌​​‍ ‌‍‌‌‌‍‌​‌‍‍‌‌ ‌​​‍ ‌‍ ‌‌‍ ‌‍‌​‌‍‌‌​ ‌‌ ​​‌ ​‍‌‍‌‌‌ ​ ‌‍‌‌‌‍ ‍‌ ‌​‌‍​‌‌ ‌​‌‍‍‌‌‍ ‌‍ ‍​ ‍ ‌‍‍‌‌‍‌​​ ‌‌‍‌‍‌‍ ‌‍ ‌ ‌​‌‍‌‌‌ ​‍​ ‍ ‌ ‌​‌ ‍‌‌ ​​‌‍‌‌​ ‌‌‍‌‍‌‍ ‌‍ ‌ ‌​‌‍‌‌‌ ​‍​ ‍ ‌ ​​‌‍​‌‌ ‌​‌‍‍​​ ‌‌‍​ ‌‍ ‌‍ ​‌ ‌‌‌‍ ‌‌‍ ‍‌ ​ ​‍‌‌​ ‌‌‌​​‍‌‌ ‌‍‍ ‌‍‌‌‌ ‍‌​‍‌‌​ ​ ‌​‌​​‍‌‌​ ​ ‌​‌​​‍‌‌​ ​‍​ ​‍‌‍‌‌‌‍​‍​ ​‍​ ‍​‌‍​ ​ ‌‌‌‍​ ‌‍​ ‌‍‌‌‌‍​‍‌‍​‌​ ​‌​‍‌‌​ ​‍​ ​‍​‍‌‌​ ‌‌‌​‌​​‍ ‍‌‍ ​‌‍‍‌‌‍ ‍‌‍‍ ‌ ​ ​‍‌‌​ ‌‌‌​​‍‌‌ ‌‍‍ ‌‍‌‌‌ ‍‌​‍‌‌​ ​ ‌​‌​​‍‌‌​ ​ ‌​‌​​‍‌‌​ ​‍​ ​‍​ ‌‍​ ‌‌​ ‌‍​ ‌‌‌‍‌‌‌‍‌‍‌‍​‌​ ​​​ ‌‍​ ‌‌​ ‌​‌‍‌​​‍‌‌​ ​‍​ ​‍​‍‌‌​ ‌‌‌​‌​​‍ ‍‌‍ ‍‌‍​‌‌‍ ‌‌‍‌‌​ ‌‍​‍‌‍​‌‌ ​ ‌‍‌‌‌‌‌‌‌ ​‍‌‍ ​​ ‌‌‍‍​‌ ‌​‌ ‌​‌ ​​‌ ​ ​‍‌‌​ ​ ‌​​‌​‍‌‌​ ​‍‌​‌‍​‍‌‌​ ​‍‌​‌‍‌‍​ ‌‍‍​‌‍‌‌‌‍ ​‌ ​ ‌‍‌‌‌‍​‌‌ ​​‌‍‍‌‌‍‌‌‌ ​‍‌ ​ ​‍ ‍‌ ​ ‌‍​‌‌‍ ‍‌‍‍‌‌ ‌​‌ ‍‌​‍ ‍‌ ​ ‌ ‌​‌ ‌‌‌‍‌​‌‍‍‌‌‍ ​‍‌‍‌‍‍‌‌‍‌​​ ‌‌‍‌‍‌‍ ‌‍ ‌ ‌​‌‍‌‌‌ ​‍​‍‌‍‌ ‌​‌ ‍‌‌ ​​‌‍‌‌​ ‌‌‍‌‍‌‍ ‌‍ ‌ ‌​‌‍‌‌‌ ​‍​‍‌‍‌ ​​‌‍​‌‌ ‌​‌‍‍​​ ‌‌‍​ ‌‍ ‌‍ ​‌ ‌‌‌‍ ‌‌‍ ‍‌ ​ ​‍‌‌​ ‌‌‌​​‍‌‌ ‌‍‍ ‌‍‌‌‌ ‍‌​‍‌‌​ ​ ‌​‌​​‍‌‌​ ​ ‌​‌​​‍‌‌​ ​‍​ ​‍‌‍‌‌‌‍​‍​ ​‍​ ‍​‌‍​ ​ ‌‌‌‍​ ‌‍​ ‌‍‌‌‌‍​‍‌‍​‌​ ​‌​‍‌‌​ ​‍​ ​‍​‍‌‌​ ‌‌‌​‌​​‍ ‍‌‍ ​‌‍‍‌‌‍ ‍‌‍‍ ‌ ​ ​‍‌‌​ ‌‌‌​​‍‌‌ ‌‍‍ ‌‍‌‌‌ ‍‌​‍‌‌​ ​ ‌​‌​​‍‌‌​ ​ ‌​‌​​‍‌‌​ ​‍​ ​‍​ ‌‍​ ‌‌​ ‌‍​ ‌‌‌‍‌‌‌‍‌‍‌‍​‌​ ​​​ ‌‍​ ‌‌​ ‌​‌‍‌​​‍‌‌​ ​‍​ ​‍​‍‌‌​ ‌‌‌​‌​​‍ ‍‌‍ ‍‌‍​‌‌‍ ‌‌‍‌‌​‍‌‍‌ ​​‌‍‌‌‌ ​‍‌ ​ ‌ ​​‌‍‌‌‌‍​ ‌ ‌​‌‍‍‌‌ ‌‍‌‍‌‌​ ‌‌ ​​‌ ‌‌‌‍​‍‌‍ ​‌‍‍‌‌ ​ ‌‍‍​‌‍‌‌‌‍‌​​‍​‍‌ ‌
Company​​​​‌ ‍ ​‍​‍‌‍ ‌ ​‍‌‍‍‌‌‍‌ ‌‍‍‌‌‍ ‍​‍​‍​ ‍‍​‍​‍‌ ​ ‌‍​‌‌‍ ‍‌‍‍‌‌ ‌​‌ ‍‌​‍ ‍‌‍‍‌‌‍ ​‍​‍​‍ ​​‍​‍‌‍‍​‌ ​‍‌‍‌‌‌‍‌‍​‍​‍​ ‍‍​‍​‍‌‍‍​‌ ‌​‌ ‌​‌ ​​‌ ​ ​ ‍‍​‍ ​‍ ‌‍​ ‌‍‍​‌‍‌‌‌‍ ​‌ ​ ‌‍‌‌‌‍​‌‌ ​​‌‍‍‌‌‍‌‌‌ ​‍‌ ​ ​‍ ‍‌ ​ ‌‍​‌‌‍ ‍‌‍‍‌‌ ‌​‌ ‍‌​‍ ‍‌ ​ ‌ ‌​‌ ‌‌‌‍‌​‌‍‍‌‌‍ ​‍ ‌‍‍‌‌‍ ‍‌ ‌​‌‍‌‌‌‍ ‍‌ ‌​​‍ ‌‍‌‌‌‍‌​‌‍‍‌‌ ‌​​‍ ‌‍ ‌‌‍ ‌‍‌​‌‍‌‌​ ‌‌ ​​‌ ​‍‌‍‌‌‌ ​ ‌‍‌‌‌‍ ‍‌ ‌​‌‍​‌‌ ‌​‌‍‍‌‌‍ ‌‍ ‍​ ‍ ‌‍‍‌‌‍‌​​ ‌‌‍‌‍‌‍ ‌‍ ‌ ‌​‌‍‌‌‌ ​‍​ ‍ ‌ ‌​‌ ‍‌‌ ​​‌‍‌‌​ ‌‌‍‌‍‌‍ ‌‍ ‌ ‌​‌‍‌‌‌ ​‍​ ‍ ‌ ​​‌‍​‌‌ ‌​‌‍‍​​ ‌‌‍​ ‌‍ ‌‍ ​‌ ‌‌‌‍ ‌‌‍ ‍‌ ​ ​‍‌‌​ ‌‌‌​​‍‌‌ ‌‍‍ ‌‍‌‌‌ ‍‌​‍‌‌​ ​ ‌​‌​​‍‌‌​ ​ ‌​‌​​‍‌‌​ ​‍​ ​‍‌‍​ ​ ​ ​ ‌​​ ​​‌‍​ ​ ‌‍‌‍‌​​ ‌​‌‍‌‍‌‍‌‌‌‍‌‌‌‍‌​​‍‌‌​ ​‍​ ​‍​‍‌‌​ ‌‌‌​‌​​‍ ‍‌ ‌​‌‍‍‌‌ ‌​‌‍ ​‌‍‌‌​ ‌‍​‍‌‍​‌‌ ​ ‌‍‌‌‌‌‌‌‌ ​‍‌‍ ​​ ‌‌‍‍​‌ ‌​‌ ‌​‌ ​​‌ ​ ​‍‌‌​ ​ ‌​​‌​‍‌‌​ ​‍‌​‌‍​‍‌‌​ ​‍‌​‌‍‌‍​ ‌‍‍​‌‍‌‌‌‍ ​‌ ​ ‌‍‌‌‌‍​‌‌ ​​‌‍‍‌‌‍‌‌‌ ​‍‌ ​ ​‍ ‍‌ ​ ‌‍​‌‌‍ ‍‌‍‍‌‌ ‌​‌ ‍‌​‍ ‍‌ ​ ‌ ‌​‌ ‌‌‌‍‌​‌‍‍‌‌‍ ​‍‌‍‌‍‍‌‌‍‌​​ ‌‌‍‌‍‌‍ ‌‍ ‌ ‌​‌‍‌‌‌ ​‍​‍‌‍‌ ‌​‌ ‍‌‌ ​​‌‍‌‌​ ‌‌‍‌‍‌‍ ‌‍ ‌ ‌​‌‍‌‌‌ ​‍​‍‌‍‌ ​​‌‍​‌‌ ‌​‌‍‍​​ ‌‌‍​ ‌‍ ‌‍ ​‌ ‌‌‌‍ ‌‌‍ ‍‌ ​ ​‍‌‌​ ‌‌‌​​‍‌‌ ‌‍‍ ‌‍‌‌‌ ‍‌​‍‌‌​ ​ ‌​‌​​‍‌‌​ ​ ‌​‌​​‍‌‌​ ​‍​ ​‍‌‍​ ​ ​ ​ ‌​​ ​​‌‍​ ​ ‌‍‌‍‌​​ ‌​‌‍‌‍‌‍‌‌‌‍‌‌‌‍‌​​‍‌‌​ ​‍​ ​‍​‍‌‌​ ‌‌‌​‌​​‍ ‍‌ ‌​‌‍‍‌‌ ‌​‌‍ ​‌‍‌‌​‍‌‍‌ ​​‌‍‌‌‌ ​‍‌ ​ ‌ ​​‌‍‌‌‌‍​ ‌ ‌​‌‍‍‌‌ ‌‍‌‍‌‌​ ‌‌ ​​‌ ‌‌‌‍​‍‌‍ ​‌‍‍‌‌ ​ ‌‍‍​‌‍‌‌‌‍‌​​‍​‍‌ ‌
More​​​​‌ ‍ ​‍​‍‌‍ ‌ ​‍‌‍‍‌‌‍‌ ‌‍‍‌‌‍ ‍​‍​‍​ ‍‍​‍​‍‌ ​ ‌‍​‌‌‍ ‍‌‍‍‌‌ ‌​‌ ‍‌​‍ ‍‌‍‍‌‌‍ ​‍​‍​‍ ​​‍​‍‌‍‍​‌ ​‍‌‍‌‌‌‍‌‍​‍​‍​ ‍‍​‍​‍‌‍‍​‌ ‌​‌ ‌​‌ ​​‌ ​ ​ ‍‍​‍ ​‍ ‌‍​ ‌‍‍​‌‍‌‌‌‍ ​‌ ​ ‌‍‌‌‌‍​‌‌ ​​‌‍‍‌‌‍‌‌‌ ​‍‌ ​ ​‍ ‍‌ ​ ‌‍​‌‌‍ ‍‌‍‍‌‌ ‌​‌ ‍‌​‍ ‍‌ ​ ‌ ‌​‌ ‌‌‌‍‌​‌‍‍‌‌‍ ​‍ ‌‍‍‌‌‍ ‍‌ ‌​‌‍‌‌‌‍ ‍‌ ‌​​‍ ‌‍‌‌‌‍‌​‌‍‍‌‌ ‌​​‍ ‌‍ ‌‌‍ ‌‍‌​‌‍‌‌​ ‌‌ ​​‌ ​‍‌‍‌‌‌ ​ ‌‍‌‌‌‍ ‍‌ ‌​‌‍​‌‌ ‌​‌‍‍‌‌‍ ‌‍ ‍​ ‍ ‌‍‍‌‌‍‌​​ ‌‌‍‌‍‌‍ ‌‍ ‌ ‌​‌‍‌‌‌ ​‍​ ‍ ‌ ‌​‌ ‍‌‌ ​​‌‍‌‌​ ‌‌‍‌‍‌‍ ‌‍ ‌ ‌​‌‍‌‌‌ ​‍​ ‍ ‌ ​​‌‍​‌‌ ‌​‌‍‍​​ ‌‌‍​ ‌‍ ‌‍ ​‌ ‌‌‌‍ ‌‌‍ ‍‌ ​ ​‍‌‌​ ‌‌‌​​‍‌‌ ‌‍‍ ‌‍‌‌‌ ‍‌​‍‌‌​ ​ ‌​‌​​‍‌‌​ ​ ‌​‌​​‍‌‌​ ​‍​ ​‍​ ‌‌​ ​ ​ ‌‌​ ‍‌‌‍​ ​ ​‍‌‍‌​​ ‍​‌‍​‌​ ‍​​ ​ ​ ​ ​‍‌‌​ ​‍​ ​‍​‍‌‌​ ‌‌‌​‌​​‍ ‍‌ ‌​‌‍‍‌‌ ‌​‌‍ ​‌‍‌‌​ ‌‍​‍‌‍​‌‌ ​ ‌‍‌‌‌‌‌‌‌ ​‍‌‍ ​​ ‌‌‍‍​‌ ‌​‌ ‌​‌ ​​‌ ​ ​‍‌‌​ ​ ‌​​‌​‍‌‌​ ​‍‌​‌‍​‍‌‌​ ​‍‌​‌‍‌‍​ ‌‍‍​‌‍‌‌‌‍ ​‌ ​ ‌‍‌‌‌‍​‌‌ ​​‌‍‍‌‌‍‌‌‌ ​‍‌ ​ ​‍ ‍‌ ​ ‌‍​‌‌‍ ‍‌‍‍‌‌ ‌​‌ ‍‌​‍ ‍‌ ​ ‌ ‌​‌ ‌‌‌‍‌​‌‍‍‌‌‍ ​‍‌‍‌‍‍‌‌‍‌​​ ‌‌‍‌‍‌‍ ‌‍ ‌ ‌​‌‍‌‌‌ ​‍​‍‌‍‌ ‌​‌ ‍‌‌ ​​‌‍‌‌​ ‌‌‍‌‍‌‍ ‌‍ ‌ ‌​‌‍‌‌‌ ​‍​‍‌‍‌ ​​‌‍​‌‌ ‌​‌‍‍​​ ‌‌‍​ ‌‍ ‌‍ ​‌ ‌‌‌‍ ‌‌‍ ‍‌ ​ ​‍‌‌​ ‌‌‌​​‍‌‌ ‌‍‍ ‌‍‌‌‌ ‍‌​‍‌‌​ ​ ‌​‌​​‍‌‌​ ​ ‌​‌​​‍‌‌​ ​‍​ ​‍​ ‌‌​ ​ ​ ‌‌​ ‍‌‌‍​ ​ ​‍‌‍‌​​ ‍​‌‍​‌​ ‍​​ ​ ​ ​ ​‍‌‌​ ​‍​ ​‍​‍‌‌​ ‌‌‌​‌​​‍ ‍‌ ‌​‌‍‍‌‌ ‌​‌‍ ​‌‍‌‌​‍‌‍‌ ​​‌‍‌‌‌ ​‍‌ ​ ‌ ​​‌‍‌‌‌‍​ ‌ ‌​‌‍‍‌‌ ‌‍‌‍‌‌​ ‌‌ ​​‌ ‌‌‌‍​‍‌‍ ​‌‍‍‌‌ ​ ‌‍‍​‌‍‌‌‌‍‌​​‍​‍‌ ‌
Stay in Touch​​​​‌ ‍ ​‍​‍‌‍ ‌ ​‍‌‍‍‌‌‍‌ ‌‍‍‌‌‍ ‍​‍​‍​ ‍‍​‍​‍‌ ​ ‌‍​‌‌‍ ‍‌‍‍‌‌ ‌​‌ ‍‌​‍ ‍‌‍‍‌‌‍ ​‍​‍​‍ ​​‍​‍‌‍‍​‌ ​‍‌‍‌‌‌‍‌‍​‍​‍​ ‍‍​‍​‍‌‍‍​‌ ‌​‌ ‌​‌ ​​‌ ​ ​ ‍‍​‍ ​‍ ‌‍​ ‌‍‍​‌‍‌‌‌‍ ​‌ ​ ‌‍‌‌‌‍​‌‌ ​​‌‍‍‌‌‍‌‌‌ ​‍‌ ​ ​‍ ‍‌ ​ ‌‍​‌‌‍ ‍‌‍‍‌‌ ‌​‌ ‍‌​‍ ‍‌ ​ ‌ ‌​‌ ‌‌‌‍‌​‌‍‍‌‌‍ ​‍ ‌‍‍‌‌‍ ‍‌ ‌​‌‍‌‌‌‍ ‍‌ ‌​​‍ ‌‍‌‌‌‍‌​‌‍‍‌‌ ‌​​‍ ‌‍ ‌‌‍ ‌‍‌​‌‍‌‌​ ‌‌ ​​‌ ​‍‌‍‌‌‌ ​ ‌‍‌‌‌‍ ‍‌ ‌​‌‍​‌‌ ‌​‌‍‍‌‌‍ ‌‍ ‍​ ‍ ‌‍‍‌‌‍‌​​ ‌‌‍‌‍‌‍ ‌‍ ‌ ‌​‌‍‌‌‌ ​‍​ ‍ ‌ ‌​‌ ‍‌‌ ​​‌‍‌‌​ ‌‌‍‌‍‌‍ ‌‍ ‌ ‌​‌‍‌‌‌ ​‍​ ‍ ‌ ​​‌‍​‌‌ ‌​‌‍‍​​ ‌‌‍​ ‌‍ ‌‍ ​‌ ‌‌‌‍ ‌‌‍ ‍‌ ​ ​‍‌‌​ ‌‌‌​​‍‌‌ ‌‍‍ ‌‍‌‌‌ ‍‌​‍‌‌​ ​ ‌​‌​​‍‌‌​ ​ ‌​‌​​‍‌‌​ ​‍​ ​‍​ ‍​‌‍​‍‌‍‌​​ ​‌‌‍​‍‌‍‌‌‌‍‌‌‌‍‌​‌‍​‌​ ​‍‌‍‌‌‌‍​‌​‍‌‌​ ​‍​ ​‍​‍‌‌​ ‌‌‌​‌​​‍ ‍‌ ‌​‌‍‍‌‌ ‌​‌‍ ​‌‍‌‌​ ‌‍​‍‌‍​‌‌ ​ ‌‍‌‌‌‌‌‌‌ ​‍‌‍ ​​ ‌‌‍‍​‌ ‌​‌ ‌​‌ ​​‌ ​ ​‍‌‌​ ​ ‌​​‌​‍‌‌​ ​‍‌​‌‍​‍‌‌​ ​‍‌​‌‍‌‍​ ‌‍‍​‌‍‌‌‌‍ ​‌ ​ ‌‍‌‌‌‍​‌‌ ​​‌‍‍‌‌‍‌‌‌ ​‍‌ ​ ​‍ ‍‌ ​ ‌‍​‌‌‍ ‍‌‍‍‌‌ ‌​‌ ‍‌​‍ ‍‌ ​ ‌ ‌​‌ ‌‌‌‍‌​‌‍‍‌‌‍ ​‍‌‍‌‍‍‌‌‍‌​​ ‌‌‍‌‍‌‍ ‌‍ ‌ ‌​‌‍‌‌‌ ​‍​‍‌‍‌ ‌​‌ ‍‌‌ ​​‌‍‌‌​ ‌‌‍‌‍‌‍ ‌‍ ‌ ‌​‌‍‌‌‌ ​‍​‍‌‍‌ ​​‌‍​‌‌ ‌​‌‍‍​​ ‌‌‍​ ‌‍ ‌‍ ​‌ ‌‌‌‍ ‌‌‍ ‍‌ ​ ​‍‌‌​ ‌‌‌​​‍‌‌ ‌‍‍ ‌‍‌‌‌ ‍‌​‍‌‌​ ​ ‌​‌​​‍‌‌​ ​ ‌​‌​​‍‌‌​ ​‍​ ​‍​ ‍​‌‍​‍‌‍‌​​ ​‌‌‍​‍‌‍‌‌‌‍‌‌‌‍‌​‌‍​‌​ ​‍‌‍‌‌‌‍​‌​‍‌‌​ ​‍​ ​‍​‍‌‌​ ‌‌‌​‌​​‍ ‍‌ ‌​‌‍‍‌‌ ‌​‌‍ ​‌‍‌‌​‍‌‍‌ ​​‌‍‌‌‌ ​‍‌ ​ ‌ ​​‌‍‌‌‌‍​ ‌ ‌​‌‍‍‌‌ ‌‍‌‍‌‌​ ‌‌ ​​‌ ‌‌‌‍​‍‌‍ ​‌‍‍‌‌ ​ ‌‍‍​‌‍‌‌‌‍‌​​‍​‍‌ ‌
© 2026 Chelsea Piers. All Rights Reserved.​​​​‌ ‍ ​‍​‍‌‍ ‌ ​‍‌‍‍‌‌‍‌ ‌‍‍‌‌‍ ‍​‍​‍​ ‍‍​‍​‍‌ ​ ‌‍​‌‌‍ ‍‌‍‍‌‌ ‌​‌ ‍‌​‍ ‍‌‍‍‌‌‍ ​‍​‍​‍ ​​‍​‍‌‍‍​‌ ​‍‌‍‌‌‌‍‌‍​‍​‍​ ‍‍​‍​‍‌‍‍​‌ ‌​‌ ‌​‌ ​​‌ ​ ​ ‍‍​‍ ​‍ ‌‍​ ‌‍‍​‌‍‌‌‌‍ ​‌ ​ ‌‍‌‌‌‍​‌‌ ​​‌‍‍‌‌‍‌‌‌ ​‍‌ ​ ​‍ ‍‌ ​ ‌‍​‌‌‍ ‍‌‍‍‌‌ ‌​‌ ‍‌​‍ ‍‌ ​ ‌ ‌​‌ ‌‌‌‍‌​‌‍‍‌‌‍ ​‍ ‌‍‍‌‌‍ ‍‌ ‌​‌‍‌‌‌‍ ‍‌ ‌​​‍ ‌‍‌‌‌‍‌​‌‍‍‌‌ ‌​​‍ ‌‍ ‌‌‍ ‌‍‌​‌‍‌‌​ ‌‌ ​​‌ ​‍‌‍‌‌‌ ​ ‌‍‌‌‌‍ ‍‌ ‌​‌‍​‌‌ ‌​‌‍‍‌‌‍ ‌‍ ‍​ ‍ ‌‍‍‌‌‍‌​​ ‌‌‍‌‍‌‍ ‌‍ ‌ ‌​‌‍‌‌‌ ​‍​ ‍ ‌ ‌​‌ ‍‌‌ ​​‌‍‌‌​ ‌‌‍‌‍‌‍ ‌‍ ‌ ‌​‌‍‌‌‌ ​‍​ ‍ ‌ ​​‌‍​‌‌ ‌​‌‍‍​​ ‌‌ ​ ‌ ‌‌‌‍​‍‌ ‌​‌‍‍‌‌ ‌​‌‍ ​‌‍‌‌​ ‌‍​‍‌‍​‌‌ ​ ‌‍‌‌‌‌‌‌‌ ​‍‌‍ ​​ ‌‌‍‍​‌ ‌​‌ ‌​‌ ​​‌ ​ ​‍‌‌​ ​ ‌​​‌​‍‌‌​ ​‍‌​‌‍​‍‌‌​ ​‍‌​‌‍‌‍​ ‌‍‍​‌‍‌‌‌‍ ​‌ ​ ‌‍‌‌‌‍​‌‌ ​​‌‍‍‌‌‍‌‌‌ ​‍‌ ​ ​‍ ‍‌ ​ ‌‍​‌‌‍ ‍‌‍‍‌‌ ‌​‌ ‍‌​‍ ‍‌ ​ ‌ ‌​‌ ‌‌‌‍‌​‌‍‍‌‌‍ ​‍‌‍‌‍‍‌‌‍‌​​ ‌‌‍‌‍‌‍ ‌‍ ‌ ‌​‌‍‌‌‌ ​‍​‍‌‍‌ ‌​‌ ‍‌‌ ​​‌‍‌‌​ ‌‌‍‌‍‌‍ ‌‍ ‌ ‌​‌‍‌‌‌ ​‍​‍‌‍‌ ​​‌‍​‌‌ ‌​‌‍‍​​ ‌‌ ​ ‌ ‌‌‌‍​‍‌ ‌​‌‍‍‌‌ ‌​‌‍ ​‌‍‌‌​‍‌‍‌ ​​‌‍‌‌‌ ​‍‌ ​ ‌ ​​‌‍‌‌‌‍​ ‌ ‌​‌‍‍‌‌ ‌‍‌‍‌‌​ ‌‌ ​​‌ ‌‌‌‍​‍‌‍ ​‌‍‍‌‌ ​ ‌‍‍​‌‍‌‌‌‍‌​​‍​‍‌ ‌